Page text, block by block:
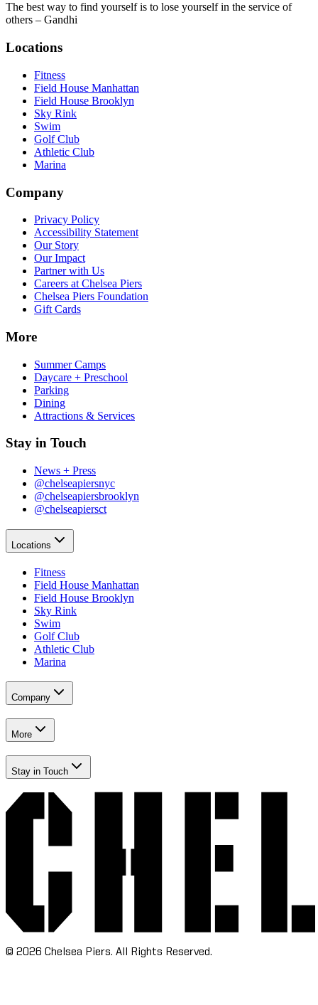
The best way to find yourself is to lose yourself in the service of
others – Gandhi​​​​‌ ‍ ​‍​‍‌‍ ‌ ​‍‌‍‍‌‌‍‌ ‌‍‍‌‌‍ ‍​‍​‍​ ‍‍​‍​‍‌ ​ ‌‍​‌‌‍ ‍‌‍‍‌‌ ‌​‌ ‍‌​‍ ‍‌‍‍‌‌‍ ​‍​‍​‍ ​​‍​‍‌‍‍​‌ ​‍‌‍‌‌‌‍‌‍​‍​‍​ ‍‍​‍​‍‌‍‍​‌ ‌​‌ ‌​‌ ​​‌ ​ ​ ‍‍​‍ ​‍ ‌‍​ ‌‍‍​‌‍‌‌‌‍ ​‌ ​ ‌‍‌‌‌‍​‌‌ ​​‌‍‍‌‌‍‌‌‌ ​‍‌ ​ ​‍ ‍‌ ​ ‌‍​‌‌‍ ‍‌‍‍‌‌ ‌​‌ ‍‌​‍ ‍‌ ​ ‌ ‌​‌ ‌‌‌‍‌​‌‍‍‌‌‍ ​‍ ‌‍‍‌‌‍ ‍‌ ‌​‌‍‌‌‌‍ ‍‌ ‌​​‍ ‌‍‌‌‌‍‌​‌‍‍‌‌ ‌​​‍ ‌‍ ‌‌‍ ‌‍‌​‌‍‌‌​ ‌‌ ​​‌ ​‍‌‍‌‌‌ ​ ‌‍‌‌‌‍ ‍‌ ‌​‌‍​‌‌ ‌​‌‍‍‌‌‍ ‌‍ ‍​ ‍ ‌‍‍‌‌‍‌​​ ‌​ ‌ ​ ‍‌‌‍​‍‌‍‌‍​ ‍​​ ‍​​ ​‌‌‍‌​​‍ ‌‌‍​ ​ ‌ ‌‍‌​​ ‌‍​‍ ‌​ ‌​​ ​‍​ ​ ​ ‌​​‍ ‌​ ‍‌‌‍‌​‌‍‌‍​ ​ ​‍ ‌​ ​‌​ ‌​​ ​‌​ ​‍​ ‌‌​ ‌‌​ ‍‌​ ‌​‌‍‌‌​ ​‍​ ​‍​ ​​​ ‍ ‌ ‌​‌ ‍‌‌ ​​‌‍‌‌​ ‌‌‍​ ‌‍ ‌‍​‌‌‍​ ‌‍‍​​ ‍ ‌ ​​‌‍​‌‌ ‌​‌‍‍​​ ‌‌ ​‌‌ ‌‌‌‍ ‌ ‌​‌‍‌‌‌ ​ ​‍‌‌​ ‌‌‌​​‍‌‌ ‌‍‍ ‌‍‌‌‌ ‍‌​‍‌‌​ ​ ‌​‌​​‍‌‌​ ​ ‌​‌​​‍‌‌​ ​‍​ ​‍‌‍ ‌‌​‍‌‌‌​‍‌‍‌‌‌​​‌‌‌​​​ ​‍‌​‌‌​‍‌‌​ ​‍​ ​‍​‍‌‌​ ‌‌‌​‌​​‍ ‍‌ ​‌‌ ‌‌‌‍ ‌ ‌​‌‍‌‌​‍‌‌​ ‌‌‌​​‍‌‌ ‌‍‍ ‌‍‌‌‌ ‍‌​‍‌‌​ ​ ‌​‌​​‍‌‌​ ​ ‌​‌​​‍‌‌​ ​‍​ ​‍‌ ​ ‌​‌​​ ‌ ‌‌‍‍​ ‌‌​ ‌ ‌​‍​‌‌​‍​‍‌‌​ ​‍​ ​‍​‍‌‌​ ‌‌‌​‌​​‍ ‍‌‍​ ‌‍‍​‌‍‍‌‌‍ ​‌‍‌​‌ ​‍‌‍‌‌‌‍ ‍​‍‌‌​ ‌‌‌​​‍‌‌ ‌‍‍ ‌‍‌‌‌ ‍‌​‍‌‌​ ​ ‌​‌​​‍‌‌​ ​ ‌​‌​​‍‌‌​ ​‍​ ​‍‌ ‍‌‌‍‌‌‌‍​‌‌‍‍‌‌‌‌‍‌​ ‌‌​‌​‌‌‌‍​‍‌‌​ ​‍​ ​‍​‍‌‌​ ‌‌‌​‌​​‍ ‍‌ ‌​‌‍‌‌‌ ‍​‌ ‌​​ ‌‍​‍‌‍​‌‌ ​ ‌‍‌‌‌‌‌‌‌ ​‍‌‍ ​​ ‌‌‍‍​‌ ‌​‌ ‌​‌ ​​‌ ​ ​‍‌‌​ ​ ‌​​‌​‍‌‌​ ​‍‌​‌‍​‍‌‌​ ​‍‌​‌‍‌‍​ ‌‍‍​‌‍‌‌‌‍ ​‌ ​ ‌‍‌‌‌‍​‌‌ ​​‌‍‍‌‌‍‌‌‌ ​‍‌ ​ ​‍ ‍‌ ​ ‌‍​‌‌‍ ‍‌‍‍‌‌ ‌​‌ ‍‌​‍ ‍‌ ​ ‌ ‌​‌ ‌‌‌‍‌​‌‍‍‌‌‍ ​‍‌‍‌‍‍‌‌‍‌​​ ‌​ ‌ ​ ‍‌‌‍​‍‌‍‌‍​ ‍​​ ‍​​ ​‌‌‍‌​​‍ ‌‌‍​ ​ ‌ ‌‍‌​​ ‌‍​‍ ‌​ ‌​​ ​‍​ ​ ​ ‌​​‍ ‌​ ‍‌‌‍‌​‌‍‌‍​ ​ ​‍ ‌​ ​‌​ ‌​​ ​‌​ ​‍​ ‌‌​ ‌‌​ ‍‌​ ‌​‌‍‌‌​ ​‍​ ​‍​ ​​​‍‌‍‌ ‌​‌ ‍‌‌ ​​‌‍‌‌​ ‌‌‍​ ‌‍ ‌‍​‌‌‍​ ‌‍‍​​‍‌‍‌ ​​‌‍​‌‌ ‌​‌‍‍​​ ‌‌ ​‌‌ ‌‌‌‍ ‌ ‌​‌‍‌‌‌ ​ ​‍‌‌​ ‌‌‌​​‍‌‌ ‌‍‍ ‌‍‌‌‌ ‍‌​‍‌‌​ ​ ‌​‌​​‍‌‌​ ​ ‌​‌​​‍‌‌​ ​‍​ ​‍‌‍ ‌‌​‍‌‌‌​‍‌‍‌‌‌​​‌‌‌​​​ ​‍‌​‌‌​‍‌‌​ ​‍​ ​‍​‍‌‌​ ‌‌‌​‌​​‍ ‍‌ ​‌‌ ‌‌‌‍ ‌ ‌​‌‍‌‌​‍‌‌​ ‌‌‌​​‍‌‌ ‌‍‍ ‌‍‌‌‌ ‍‌​‍‌‌​ ​ ‌​‌​​‍‌‌​ ​ ‌​‌​​‍‌‌​ ​‍​ ​‍‌ ​ ‌​‌​​ ‌ ‌‌‍‍​ ‌‌​ ‌ ‌​‍​‌‌​‍​‍‌‌​ ​‍​ ​‍​‍‌‌​ ‌‌‌​‌​​‍ ‍‌‍​ ‌‍‍​‌‍‍‌‌‍ ​‌‍‌​‌ ​‍‌‍‌‌‌‍ ‍​‍‌‌​ ‌‌‌​​‍‌‌ ‌‍‍ ‌‍‌‌‌ ‍‌​‍‌‌​ ​ ‌​‌​​‍‌‌​ ​ ‌​‌​​‍‌‌​ ​‍​ ​‍‌ ‍‌‌‍‌‌‌‍​‌‌‍‍‌‌‌‌‍‌​ ‌‌​‌​‌‌‌‍​‍‌‌​ ​‍​ ​‍​‍‌‌​ ‌‌‌​‌​​‍ ‍‌ ‌​‌‍‌‌‌ ‍​‌ ‌​​‍‌‍‌ ​​‌‍‌‌‌ ​‍‌ ​ ‌ ​​‌‍‌‌‌‍​ ‌ ‌​‌‍‍‌‌ ‌‍‌‍‌‌​ ‌‌ ​​‌ ‌‌‌‍​‍‌‍ ​‌‍‍‌‌ ​ ‌‍‍​‌‍‌‌‌‍‌​​‍​‍‌ ‌
Locations​​​​‌ ‍ ​‍​‍‌‍ ‌ ​‍‌‍‍‌‌‍‌ ‌‍‍‌‌‍ ‍​‍​‍​ ‍‍​‍​‍‌ ​ ‌‍​‌‌‍ ‍‌‍‍‌‌ ‌​‌ ‍‌​‍ ‍‌‍‍‌‌‍ ​‍​‍​‍ ​​‍​‍‌‍‍​‌ ​‍‌‍‌‌‌‍‌‍​‍​‍​ ‍‍​‍​‍‌‍‍​‌ ‌​‌ ‌​‌ ​​‌ ​ ​ ‍‍​‍ ​‍ ‌‍​ ‌‍‍​‌‍‌‌‌‍ ​‌ ​ ‌‍‌‌‌‍​‌‌ ​​‌‍‍‌‌‍‌‌‌ ​‍‌ ​ ​‍ ‍‌ ​ ‌‍​‌‌‍ ‍‌‍‍‌‌ ‌​‌ ‍‌​‍ ‍‌ ​ ‌ ‌​‌ ‌‌‌‍‌​‌‍‍‌‌‍ ​‍ ‌‍‍‌‌‍ ‍‌ ‌​‌‍‌‌‌‍ ‍‌ ‌​​‍ ‌‍‌‌‌‍‌​‌‍‍‌‌ ‌​​‍ ‌‍ ‌‌‍ ‌‍‌​‌‍‌‌​ ‌‌ ​​‌ ​‍‌‍‌‌‌ ​ ‌‍‌‌‌‍ ‍‌ ‌​‌‍​‌‌ ‌​‌‍‍‌‌‍ ‌‍ ‍​ ‍ ‌‍‍‌‌‍‌​​ ‌‌‍‌‍‌‍ ‌‍ ‌ ‌​‌‍‌‌‌ ​‍​ ‍ ‌ ‌​‌ ‍‌‌ ​​‌‍‌‌​ ‌‌‍‌‍‌‍ ‌‍ ‌ ‌​‌‍‌‌‌ ​‍​ ‍ ‌ ​​‌‍​‌‌ ‌​‌‍‍​​ ‌‌‍​ ‌‍ ‌‍ ​‌ ‌‌‌‍ ‌‌‍ ‍‌ ​ ​‍‌‌​ ‌‌‌​​‍‌‌ ‌‍‍ ‌‍‌‌‌ ‍‌​‍‌‌​ ​ ‌​‌​​‍‌‌​ ​ ‌​‌​​‍‌‌​ ​‍​ ​‍‌‍‌‌‌‍​‍​ ​‍​ ‍​‌‍​ ​ ‌‌‌‍​ ‌‍​ ‌‍‌‌‌‍​‍‌‍​‌​ ​‌​‍‌‌​ ​‍​ ​‍​‍‌‌​ ‌‌‌​‌​​‍ ‍‌ ‌​‌‍‍‌‌ ‌​‌‍ ​‌‍‌‌​ ‌‍​‍‌‍​‌‌ ​ ‌‍‌‌‌‌‌‌‌ ​‍‌‍ ​​ ‌‌‍‍​‌ ‌​‌ ‌​‌ ​​‌ ​ ​‍‌‌​ ​ ‌​​‌​‍‌‌​ ​‍‌​‌‍​‍‌‌​ ​‍‌​‌‍‌‍​ ‌‍‍​‌‍‌‌‌‍ ​‌ ​ ‌‍‌‌‌‍​‌‌ ​​‌‍‍‌‌‍‌‌‌ ​‍‌ ​ ​‍ ‍‌ ​ ‌‍​‌‌‍ ‍‌‍‍‌‌ ‌​‌ ‍‌​‍ ‍‌ ​ ‌ ‌​‌ ‌‌‌‍‌​‌‍‍‌‌‍ ​‍‌‍‌‍‍‌‌‍‌​​ ‌‌‍‌‍‌‍ ‌‍ ‌ ‌​‌‍‌‌‌ ​‍​‍‌‍‌ ‌​‌ ‍‌‌ ​​‌‍‌‌​ ‌‌‍‌‍‌‍ ‌‍ ‌ ‌​‌‍‌‌‌ ​‍​‍‌‍‌ ​​‌‍​‌‌ ‌​‌‍‍​​ ‌‌‍​ ‌‍ ‌‍ ​‌ ‌‌‌‍ ‌‌‍ ‍‌ ​ ​‍‌‌​ ‌‌‌​​‍‌‌ ‌‍‍ ‌‍‌‌‌ ‍‌​‍‌‌​ ​ ‌​‌​​‍‌‌​ ​ ‌​‌​​‍‌‌​ ​‍​ ​‍‌‍‌‌‌‍​‍​ ​‍​ ‍​‌‍​ ​ ‌‌‌‍​ ‌‍​ ‌‍‌‌‌‍​‍‌‍​‌​ ​‌​‍‌‌​ ​‍​ ​‍​‍‌‌​ ‌‌‌​‌​​‍ ‍‌ ‌​‌‍‍‌‌ ‌​‌‍ ​‌‍‌‌​‍‌‍‌ ​​‌‍‌‌‌ ​‍‌ ​ ‌ ​​‌‍‌‌‌‍​ ‌ ‌​‌‍‍‌‌ ‌‍‌‍‌‌​ ‌‌ ​​‌ ‌‌‌‍​‍‌‍ ​‌‍‍‌‌ ​ ‌‍‍​‌‍‌‌‌‍‌​​‍​‍‌ ‌
Fitness​​​​‌ ‍ ​‍​‍‌‍ ‌ ​‍‌‍‍‌‌‍‌ ‌‍‍‌‌‍ ‍​‍​‍​ ‍‍​‍​‍‌ ​ ‌‍​‌‌‍ ‍‌‍‍‌‌ ‌​‌ ‍‌​‍ ‍‌‍‍‌‌‍ ​‍​‍​‍ ​​‍​‍‌‍‍​‌ ​‍‌‍‌‌‌‍‌‍​‍​‍​ ‍‍​‍​‍‌‍‍​‌ ‌​‌ ‌​‌ ​​‌ ​ ​ ‍‍​‍ ​‍ ‌‍​ ‌‍‍​‌‍‌‌‌‍ ​‌ ​ ‌‍‌‌‌‍​‌‌ ​​‌‍‍‌‌‍‌‌‌ ​‍‌ ​ ​‍ ‍‌ ​ ‌‍​‌‌‍ ‍‌‍‍‌‌ ‌​‌ ‍‌​‍ ‍‌ ​ ‌ ‌​‌ ‌‌‌‍‌​‌‍‍‌‌‍ ​‍ ‌‍‍‌‌‍ ‍‌ ‌​‌‍‌‌‌‍ ‍‌ ‌​​‍ ‌‍‌‌‌‍‌​‌‍‍‌‌ ‌​​‍ ‌‍ ‌‌‍ ‌‍‌​‌‍‌‌​ ‌‌ ​​‌ ​‍‌‍‌‌‌ ​ ‌‍‌‌‌‍ ‍‌ ‌​‌‍​‌‌ ‌​‌‍‍‌‌‍ ‌‍ ‍​ ‍ ‌‍‍‌‌‍‌​​ ‌‌‍‌‍‌‍ ‌‍ ‌ ‌​‌‍‌‌‌ ​‍​ ‍ ‌ ‌​‌ ‍‌‌ ​​‌‍‌‌​ ‌‌‍‌‍‌‍ ‌‍ ‌ ‌​‌‍‌‌‌ ​‍​ ‍ ‌ ​​‌‍​‌‌ ‌​‌‍‍​​ ‌‌‍​ ‌‍ ‌‍ ​‌ ‌‌‌‍ ‌‌‍ ‍‌ ​ ​‍‌‌​ ‌‌‌​​‍‌‌ ‌‍‍ ‌‍‌‌‌ ‍‌​‍‌‌​ ​ ‌​‌​​‍‌‌​ ​ ‌​‌​​‍‌‌​ ​‍​ ​‍‌‍‌‌‌‍​‍​ ​‍​ ‍​‌‍​ ​ ‌‌‌‍​ ‌‍​ ‌‍‌‌‌‍​‍‌‍​‌​ ​‌​‍‌‌​ ​‍​ ​‍​‍‌‌​ ‌‌‌​‌​​‍ ‍‌‍ ​‌‍‍‌‌‍ ‍‌‍‍ ‌ ​ ​‍‌‌​ ‌‌‌​​‍‌‌ ‌‍‍ ‌‍‌‌‌ ‍‌​‍‌‌​ ​ ‌​‌​​‍‌‌​ ​ ‌​‌​​‍‌‌​ ​‍​ ​‍​ ​‍​ ​ ​ ​ ‌‍​ ‌‍‌‌​ ‍​​ ‌‍​ ​‌​ ‌​‌‍​‌‌‍​ ​ ‍‌​‍‌‌​ ​‍​ ​‍​‍‌‌​ ‌‌‌​‌​​‍ ‍‌‍ ‍‌‍​‌‌‍ ‌‌‍‌‌​ ‌‍​‍‌‍​‌‌ ​ ‌‍‌‌‌‌‌‌‌ ​‍‌‍ ​​ ‌‌‍‍​‌ ‌​‌ ‌​‌ ​​‌ ​ ​‍‌‌​ ​ ‌​​‌​‍‌‌​ ​‍‌​‌‍​‍‌‌​ ​‍‌​‌‍‌‍​ ‌‍‍​‌‍‌‌‌‍ ​‌ ​ ‌‍‌‌‌‍​‌‌ ​​‌‍‍‌‌‍‌‌‌ ​‍‌ ​ ​‍ ‍‌ ​ ‌‍​‌‌‍ ‍‌‍‍‌‌ ‌​‌ ‍‌​‍ ‍‌ ​ ‌ ‌​‌ ‌‌‌‍‌​‌‍‍‌‌‍ ​‍‌‍‌‍‍‌‌‍‌​​ ‌‌‍‌‍‌‍ ‌‍ ‌ ‌​‌‍‌‌‌ ​‍​‍‌‍‌ ‌​‌ ‍‌‌ ​​‌‍‌‌​ ‌‌‍‌‍‌‍ ‌‍ ‌ ‌​‌‍‌‌‌ ​‍​‍‌‍‌ ​​‌‍​‌‌ ‌​‌‍‍​​ ‌‌‍​ ‌‍ ‌‍ ​‌ ‌‌‌‍ ‌‌‍ ‍‌ ​ ​‍‌‌​ ‌‌‌​​‍‌‌ ‌‍‍ ‌‍‌‌‌ ‍‌​‍‌‌​ ​ ‌​‌​​‍‌‌​ ​ ‌​‌​​‍‌‌​ ​‍​ ​‍‌‍‌‌‌‍​‍​ ​‍​ ‍​‌‍​ ​ ‌‌‌‍​ ‌‍​ ‌‍‌‌‌‍​‍‌‍​‌​ ​‌​‍‌‌​ ​‍​ ​‍​‍‌‌​ ‌‌‌​‌​​‍ ‍‌‍ ​‌‍‍‌‌‍ ‍‌‍‍ ‌ ​ ​‍‌‌​ ‌‌‌​​‍‌‌ ‌‍‍ ‌‍‌‌‌ ‍‌​‍‌‌​ ​ ‌​‌​​‍‌‌​ ​ ‌​‌​​‍‌‌​ ​‍​ ​‍​ ​‍​ ​ ​ ​ ‌‍​ ‌‍‌‌​ ‍​​ ‌‍​ ​‌​ ‌​‌‍​‌‌‍​ ​ ‍‌​‍‌‌​ ​‍​ ​‍​‍‌‌​ ‌‌‌​‌​​‍ ‍‌‍ ‍‌‍​‌‌‍ ‌‌‍‌‌​‍‌‍‌ ​​‌‍‌‌‌ ​‍‌ ​ ‌ ​​‌‍‌‌‌‍​ ‌ ‌​‌‍‍‌‌ ‌‍‌‍‌‌​ ‌‌ ​​‌ ‌‌‌‍​‍‌‍ ​‌‍‍‌‌ ​ ‌‍‍​‌‍‌‌‌‍‌​​‍​‍‌ ‌
Field House Manhattan​​​​‌ ‍ ​‍​‍‌‍ ‌ ​‍‌‍‍‌‌‍‌ ‌‍‍‌‌‍ ‍​‍​‍​ ‍‍​‍​‍‌ ​ ‌‍​‌‌‍ ‍‌‍‍‌‌ ‌​‌ ‍‌​‍ ‍‌‍‍‌‌‍ ​‍​‍​‍ ​​‍​‍‌‍‍​‌ ​‍‌‍‌‌‌‍‌‍​‍​‍​ ‍‍​‍​‍‌‍‍​‌ ‌​‌ ‌​‌ ​​‌ ​ ​ ‍‍​‍ ​‍ ‌‍​ ‌‍‍​‌‍‌‌‌‍ ​‌ ​ ‌‍‌‌‌‍​‌‌ ​​‌‍‍‌‌‍‌‌‌ ​‍‌ ​ ​‍ ‍‌ ​ ‌‍​‌‌‍ ‍‌‍‍‌‌ ‌​‌ ‍‌​‍ ‍‌ ​ ‌ ‌​‌ ‌‌‌‍‌​‌‍‍‌‌‍ ​‍ ‌‍‍‌‌‍ ‍‌ ‌​‌‍‌‌‌‍ ‍‌ ‌​​‍ ‌‍‌‌‌‍‌​‌‍‍‌‌ ‌​​‍ ‌‍ ‌‌‍ ‌‍‌​‌‍‌‌​ ‌‌ ​​‌ ​‍‌‍‌‌‌ ​ ‌‍‌‌‌‍ ‍‌ ‌​‌‍​‌‌ ‌​‌‍‍‌‌‍ ‌‍ ‍​ ‍ ‌‍‍‌‌‍‌​​ ‌‌‍‌‍‌‍ ‌‍ ‌ ‌​‌‍‌‌‌ ​‍​ ‍ ‌ ‌​‌ ‍‌‌ ​​‌‍‌‌​ ‌‌‍‌‍‌‍ ‌‍ ‌ ‌​‌‍‌‌‌ ​‍​ ‍ ‌ ​​‌‍​‌‌ ‌​‌‍‍​​ ‌‌‍​ ‌‍ ‌‍ ​‌ ‌‌‌‍ ‌‌‍ ‍‌ ​ ​‍‌‌​ ‌‌‌​​‍‌‌ ‌‍‍ ‌‍‌‌‌ ‍‌​‍‌‌​ ​ ‌​‌​​‍‌‌​ ​ ‌​‌​​‍‌‌​ ​‍​ ​‍‌‍‌‌‌‍​‍​ ​‍​ ‍​‌‍​ ​ ‌‌‌‍​ ‌‍​ ‌‍‌‌‌‍​‍‌‍​‌​ ​‌​‍‌‌​ ​‍​ ​‍​‍‌‌​ ‌‌‌​‌​​‍ ‍‌‍ ​‌‍‍‌‌‍ ‍‌‍‍ ‌ ​ ​‍‌‌​ ‌‌‌​​‍‌‌ ‌‍‍ ‌‍‌‌‌ ‍‌​‍‌‌​ ​ ‌​‌​​‍‌‌​ ​ ‌​‌​​‍‌‌​ ​‍​ ​‍​ ​‌​ ​ ​ ​‌‌‍​‍​ ​​​ ​‌‌‍​‌​ ‌ ​ ​‍​ ​‍​ ‌‍​ ‌​​‍‌‌​ ​‍​ ​‍​‍‌‌​ ‌‌‌​‌​​‍ ‍‌‍ ‍‌‍​‌‌‍ ‌‌‍‌‌​ ‌‍​‍‌‍​‌‌ ​ ‌‍‌‌‌‌‌‌‌ ​‍‌‍ ​​ ‌‌‍‍​‌ ‌​‌ ‌​‌ ​​‌ ​ ​‍‌‌​ ​ ‌​​‌​‍‌‌​ ​‍‌​‌‍​‍‌‌​ ​‍‌​‌‍‌‍​ ‌‍‍​‌‍‌‌‌‍ ​‌ ​ ‌‍‌‌‌‍​‌‌ ​​‌‍‍‌‌‍‌‌‌ ​‍‌ ​ ​‍ ‍‌ ​ ‌‍​‌‌‍ ‍‌‍‍‌‌ ‌​‌ ‍‌​‍ ‍‌ ​ ‌ ‌​‌ ‌‌‌‍‌​‌‍‍‌‌‍ ​‍‌‍‌‍‍‌‌‍‌​​ ‌‌‍‌‍‌‍ ‌‍ ‌ ‌​‌‍‌‌‌ ​‍​‍‌‍‌ ‌​‌ ‍‌‌ ​​‌‍‌‌​ ‌‌‍‌‍‌‍ ‌‍ ‌ ‌​‌‍‌‌‌ ​‍​‍‌‍‌ ​​‌‍​‌‌ ‌​‌‍‍​​ ‌‌‍​ ‌‍ ‌‍ ​‌ ‌‌‌‍ ‌‌‍ ‍‌ ​ ​‍‌‌​ ‌‌‌​​‍‌‌ ‌‍‍ ‌‍‌‌‌ ‍‌​‍‌‌​ ​ ‌​‌​​‍‌‌​ ​ ‌​‌​​‍‌‌​ ​‍​ ​‍‌‍‌‌‌‍​‍​ ​‍​ ‍​‌‍​ ​ ‌‌‌‍​ ‌‍​ ‌‍‌‌‌‍​‍‌‍​‌​ ​‌​‍‌‌​ ​‍​ ​‍​‍‌‌​ ‌‌‌​‌​​‍ ‍‌‍ ​‌‍‍‌‌‍ ‍‌‍‍ ‌ ​ ​‍‌‌​ ‌‌‌​​‍‌‌ ‌‍‍ ‌‍‌‌‌ ‍‌​‍‌‌​ ​ ‌​‌​​‍‌‌​ ​ ‌​‌​​‍‌‌​ ​‍​ ​‍​ ​‌​ ​ ​ ​‌‌‍​‍​ ​​​ ​‌‌‍​‌​ ‌ ​ ​‍​ ​‍​ ‌‍​ ‌​​‍‌‌​ ​‍​ ​‍​‍‌‌​ ‌‌‌​‌​​‍ ‍‌‍ ‍‌‍​‌‌‍ ‌‌‍‌‌​‍‌‍‌ ​​‌‍‌‌‌ ​‍‌ ​ ‌ ​​‌‍‌‌‌‍​ ‌ ‌​‌‍‍‌‌ ‌‍‌‍‌‌​ ‌‌ ​​‌ ‌‌‌‍​‍‌‍ ​‌‍‍‌‌ ​ ‌‍‍​‌‍‌‌‌‍‌​​‍​‍‌ ‌
Field House Brooklyn​​​​‌ ‍ ​‍​‍‌‍ ‌ ​‍‌‍‍‌‌‍‌ ‌‍‍‌‌‍ ‍​‍​‍​ ‍‍​‍​‍‌ ​ ‌‍​‌‌‍ ‍‌‍‍‌‌ ‌​‌ ‍‌​‍ ‍‌‍‍‌‌‍ ​‍​‍​‍ ​​‍​‍‌‍‍​‌ ​‍‌‍‌‌‌‍‌‍​‍​‍​ ‍‍​‍​‍‌‍‍​‌ ‌​‌ ‌​‌ ​​‌ ​ ​ ‍‍​‍ ​‍ ‌‍​ ‌‍‍​‌‍‌‌‌‍ ​‌ ​ ‌‍‌‌‌‍​‌‌ ​​‌‍‍‌‌‍‌‌‌ ​‍‌ ​ ​‍ ‍‌ ​ ‌‍​‌‌‍ ‍‌‍‍‌‌ ‌​‌ ‍‌​‍ ‍‌ ​ ‌ ‌​‌ ‌‌‌‍‌​‌‍‍‌‌‍ ​‍ ‌‍‍‌‌‍ ‍‌ ‌​‌‍‌‌‌‍ ‍‌ ‌​​‍ ‌‍‌‌‌‍‌​‌‍‍‌‌ ‌​​‍ ‌‍ ‌‌‍ ‌‍‌​‌‍‌‌​ ‌‌ ​​‌ ​‍‌‍‌‌‌ ​ ‌‍‌‌‌‍ ‍‌ ‌​‌‍​‌‌ ‌​‌‍‍‌‌‍ ‌‍ ‍​ ‍ ‌‍‍‌‌‍‌​​ ‌‌‍‌‍‌‍ ‌‍ ‌ ‌​‌‍‌‌‌ ​‍​ ‍ ‌ ‌​‌ ‍‌‌ ​​‌‍‌‌​ ‌‌‍‌‍‌‍ ‌‍ ‌ ‌​‌‍‌‌‌ ​‍​ ‍ ‌ ​​‌‍​‌‌ ‌​‌‍‍​​ ‌‌‍​ ‌‍ ‌‍ ​‌ ‌‌‌‍ ‌‌‍ ‍‌ ​ ​‍‌‌​ ‌‌‌​​‍‌‌ ‌‍‍ ‌‍‌‌‌ ‍‌​‍‌‌​ ​ ‌​‌​​‍‌‌​ ​ ‌​‌​​‍‌‌​ ​‍​ ​‍‌‍‌‌‌‍​‍​ ​‍​ ‍​‌‍​ ​ ‌‌‌‍​ ‌‍​ ‌‍‌‌‌‍​‍‌‍​‌​ ​‌​‍‌‌​ ​‍​ ​‍​‍‌‌​ ‌‌‌​‌​​‍ ‍‌‍ ​‌‍‍‌‌‍ ‍‌‍‍ ‌ ​ ​‍‌‌​ ‌‌‌​​‍‌‌ ‌‍‍ ‌‍‌‌‌ ‍‌​‍‌‌​ ​ ‌​‌​​‍‌‌​ ​ ‌​‌​​‍‌‌​ ​‍​ ​‍​ ‌‍​ ‍​​ ‌ ‌‍‌​​ ​‌​ ​‍​ ‌‌​ ‌‍​ ​‍​ ​‌‌‍​ ​ ​‌​‍‌‌​ ​‍​ ​‍​‍‌‌​ ‌‌‌​‌​​‍ ‍‌‍ ‍‌‍​‌‌‍ ‌‌‍‌‌​ ‌‍​‍‌‍​‌‌ ​ ‌‍‌‌‌‌‌‌‌ ​‍‌‍ ​​ ‌‌‍‍​‌ ‌​‌ ‌​‌ ​​‌ ​ ​‍‌‌​ ​ ‌​​‌​‍‌‌​ ​‍‌​‌‍​‍‌‌​ ​‍‌​‌‍‌‍​ ‌‍‍​‌‍‌‌‌‍ ​‌ ​ ‌‍‌‌‌‍​‌‌ ​​‌‍‍‌‌‍‌‌‌ ​‍‌ ​ ​‍ ‍‌ ​ ‌‍​‌‌‍ ‍‌‍‍‌‌ ‌​‌ ‍‌​‍ ‍‌ ​ ‌ ‌​‌ ‌‌‌‍‌​‌‍‍‌‌‍ ​‍‌‍‌‍‍‌‌‍‌​​ ‌‌‍‌‍‌‍ ‌‍ ‌ ‌​‌‍‌‌‌ ​‍​‍‌‍‌ ‌​‌ ‍‌‌ ​​‌‍‌‌​ ‌‌‍‌‍‌‍ ‌‍ ‌ ‌​‌‍‌‌‌ ​‍​‍‌‍‌ ​​‌‍​‌‌ ‌​‌‍‍​​ ‌‌‍​ ‌‍ ‌‍ ​‌ ‌‌‌‍ ‌‌‍ ‍‌ ​ ​‍‌‌​ ‌‌‌​​‍‌‌ ‌‍‍ ‌‍‌‌‌ ‍‌​‍‌‌​ ​ ‌​‌​​‍‌‌​ ​ ‌​‌​​‍‌‌​ ​‍​ ​‍‌‍‌‌‌‍​‍​ ​‍​ ‍​‌‍​ ​ ‌‌‌‍​ ‌‍​ ‌‍‌‌‌‍​‍‌‍​‌​ ​‌​‍‌‌​ ​‍​ ​‍​‍‌‌​ ‌‌‌​‌​​‍ ‍‌‍ ​‌‍‍‌‌‍ ‍‌‍‍ ‌ ​ ​‍‌‌​ ‌‌‌​​‍‌‌ ‌‍‍ ‌‍‌‌‌ ‍‌​‍‌‌​ ​ ‌​‌​​‍‌‌​ ​ ‌​‌​​‍‌‌​ ​‍​ ​‍​ ‌‍​ ‍​​ ‌ ‌‍‌​​ ​‌​ ​‍​ ‌‌​ ‌‍​ ​‍​ ​‌‌‍​ ​ ​‌​‍‌‌​ ​‍​ ​‍​‍‌‌​ ‌‌‌​‌​​‍ ‍‌‍ ‍‌‍​‌‌‍ ‌‌‍‌‌​‍‌‍‌ ​​‌‍‌‌‌ ​‍‌ ​ ‌ ​​‌‍‌‌‌‍​ ‌ ‌​‌‍‍‌‌ ‌‍‌‍‌‌​ ‌‌ ​​‌ ‌‌‌‍​‍‌‍ ​‌‍‍‌‌ ​ ‌‍‍​‌‍‌‌‌‍‌​​‍​‍‌ ‌
Sky Rink​​​​‌ ‍ ​‍​‍‌‍ ‌ ​‍‌‍‍‌‌‍‌ ‌‍‍‌‌‍ ‍​‍​‍​ ‍‍​‍​‍‌ ​ ‌‍​‌‌‍ ‍‌‍‍‌‌ ‌​‌ ‍‌​‍ ‍‌‍‍‌‌‍ ​‍​‍​‍ ​​‍​‍‌‍‍​‌ ​‍‌‍‌‌‌‍‌‍​‍​‍​ ‍‍​‍​‍‌‍‍​‌ ‌​‌ ‌​‌ ​​‌ ​ ​ ‍‍​‍ ​‍ ‌‍​ ‌‍‍​‌‍‌‌‌‍ ​‌ ​ ‌‍‌‌‌‍​‌‌ ​​‌‍‍‌‌‍‌‌‌ ​‍‌ ​ ​‍ ‍‌ ​ ‌‍​‌‌‍ ‍‌‍‍‌‌ ‌​‌ ‍‌​‍ ‍‌ ​ ‌ ‌​‌ ‌‌‌‍‌​‌‍‍‌‌‍ ​‍ ‌‍‍‌‌‍ ‍‌ ‌​‌‍‌‌‌‍ ‍‌ ‌​​‍ ‌‍‌‌‌‍‌​‌‍‍‌‌ ‌​​‍ ‌‍ ‌‌‍ ‌‍‌​‌‍‌‌​ ‌‌ ​​‌ ​‍‌‍‌‌‌ ​ ‌‍‌‌‌‍ ‍‌ ‌​‌‍​‌‌ ‌​‌‍‍‌‌‍ ‌‍ ‍​ ‍ ‌‍‍‌‌‍‌​​ ‌‌‍‌‍‌‍ ‌‍ ‌ ‌​‌‍‌‌‌ ​‍​ ‍ ‌ ‌​‌ ‍‌‌ ​​‌‍‌‌​ ‌‌‍‌‍‌‍ ‌‍ ‌ ‌​‌‍‌‌‌ ​‍​ ‍ ‌ ​​‌‍​‌‌ ‌​‌‍‍​​ ‌‌‍​ ‌‍ ‌‍ ​‌ ‌‌‌‍ ‌‌‍ ‍‌ ​ ​‍‌‌​ ‌‌‌​​‍‌‌ ‌‍‍ ‌‍‌‌‌ ‍‌​‍‌‌​ ​ ‌​‌​​‍‌‌​ ​ ‌​‌​​‍‌‌​ ​‍​ ​‍‌‍‌‌‌‍​‍​ ​‍​ ‍​‌‍​ ​ ‌‌‌‍​ ‌‍​ ‌‍‌‌‌‍​‍‌‍​‌​ ​‌​‍‌‌​ ​‍​ ​‍​‍‌‌​ ‌‌‌​‌​​‍ ‍‌‍ ​‌‍‍‌‌‍ ‍‌‍‍ ‌ ​ ​‍‌‌​ ‌‌‌​​‍‌‌ ‌‍‍ ‌‍‌‌‌ ‍‌​‍‌‌​ ​ ‌​‌​​‍‌‌​ ​ ‌​‌​​‍‌‌​ ​‍​ ​‍​ ‌​​ ‌ ‌‍‌‍‌‍‌‍​ ​​​ ‌‍​ ‌‌​ ‌​‌‍‌​‌‍‌​​ ​‌‌‍​‍​‍‌‌​ ​‍​ ​‍​‍‌‌​ ‌‌‌​‌​​‍ ‍‌‍ ‍‌‍​‌‌‍ ‌‌‍‌‌​ ‌‍​‍‌‍​‌‌ ​ ‌‍‌‌‌‌‌‌‌ ​‍‌‍ ​​ ‌‌‍‍​‌ ‌​‌ ‌​‌ ​​‌ ​ ​‍‌‌​ ​ ‌​​‌​‍‌‌​ ​‍‌​‌‍​‍‌‌​ ​‍‌​‌‍‌‍​ ‌‍‍​‌‍‌‌‌‍ ​‌ ​ ‌‍‌‌‌‍​‌‌ ​​‌‍‍‌‌‍‌‌‌ ​‍‌ ​ ​‍ ‍‌ ​ ‌‍​‌‌‍ ‍‌‍‍‌‌ ‌​‌ ‍‌​‍ ‍‌ ​ ‌ ‌​‌ ‌‌‌‍‌​‌‍‍‌‌‍ ​‍‌‍‌‍‍‌‌‍‌​​ ‌‌‍‌‍‌‍ ‌‍ ‌ ‌​‌‍‌‌‌ ​‍​‍‌‍‌ ‌​‌ ‍‌‌ ​​‌‍‌‌​ ‌‌‍‌‍‌‍ ‌‍ ‌ ‌​‌‍‌‌‌ ​‍​‍‌‍‌ ​​‌‍​‌‌ ‌​‌‍‍​​ ‌‌‍​ ‌‍ ‌‍ ​‌ ‌‌‌‍ ‌‌‍ ‍‌ ​ ​‍‌‌​ ‌‌‌​​‍‌‌ ‌‍‍ ‌‍‌‌‌ ‍‌​‍‌‌​ ​ ‌​‌​​‍‌‌​ ​ ‌​‌​​‍‌‌​ ​‍​ ​‍‌‍‌‌‌‍​‍​ ​‍​ ‍​‌‍​ ​ ‌‌‌‍​ ‌‍​ ‌‍‌‌‌‍​‍‌‍​‌​ ​‌​‍‌‌​ ​‍​ ​‍​‍‌‌​ ‌‌‌​‌​​‍ ‍‌‍ ​‌‍‍‌‌‍ ‍‌‍‍ ‌ ​ ​‍‌‌​ ‌‌‌​​‍‌‌ ‌‍‍ ‌‍‌‌‌ ‍‌​‍‌‌​ ​ ‌​‌​​‍‌‌​ ​ ‌​‌​​‍‌‌​ ​‍​ ​‍​ ‌​​ ‌ ‌‍‌‍‌‍‌‍​ ​​​ ‌‍​ ‌‌​ ‌​‌‍‌​‌‍‌​​ ​‌‌‍​‍​‍‌‌​ ​‍​ ​‍​‍‌‌​ ‌‌‌​‌​​‍ ‍‌‍ ‍‌‍​‌‌‍ ‌‌‍‌‌​‍‌‍‌ ​​‌‍‌‌‌ ​‍‌ ​ ‌ ​​‌‍‌‌‌‍​ ‌ ‌​‌‍‍‌‌ ‌‍‌‍‌‌​ ‌‌ ​​‌ ‌‌‌‍​‍‌‍ ​‌‍‍‌‌ ​ ‌‍‍​‌‍‌‌‌‍‌​​‍​‍‌ ‌
Swim​​​​‌ ‍ ​‍​‍‌‍ ‌ ​‍‌‍‍‌‌‍‌ ‌‍‍‌‌‍ ‍​‍​‍​ ‍‍​‍​‍‌ ​ ‌‍​‌‌‍ ‍‌‍‍‌‌ ‌​‌ ‍‌​‍ ‍‌‍‍‌‌‍ ​‍​‍​‍ ​​‍​‍‌‍‍​‌ ​‍‌‍‌‌‌‍‌‍​‍​‍​ ‍‍​‍​‍‌‍‍​‌ ‌​‌ ‌​‌ ​​‌ ​ ​ ‍‍​‍ ​‍ ‌‍​ ‌‍‍​‌‍‌‌‌‍ ​‌ ​ ‌‍‌‌‌‍​‌‌ ​​‌‍‍‌‌‍‌‌‌ ​‍‌ ​ ​‍ ‍‌ ​ ‌‍​‌‌‍ ‍‌‍‍‌‌ ‌​‌ ‍‌​‍ ‍‌ ​ ‌ ‌​‌ ‌‌‌‍‌​‌‍‍‌‌‍ ​‍ ‌‍‍‌‌‍ ‍‌ ‌​‌‍‌‌‌‍ ‍‌ ‌​​‍ ‌‍‌‌‌‍‌​‌‍‍‌‌ ‌​​‍ ‌‍ ‌‌‍ ‌‍‌​‌‍‌‌​ ‌‌ ​​‌ ​‍‌‍‌‌‌ ​ ‌‍‌‌‌‍ ‍‌ ‌​‌‍​‌‌ ‌​‌‍‍‌‌‍ ‌‍ ‍​ ‍ ‌‍‍‌‌‍‌​​ ‌‌‍‌‍‌‍ ‌‍ ‌ ‌​‌‍‌‌‌ ​‍​ ‍ ‌ ‌​‌ ‍‌‌ ​​‌‍‌‌​ ‌‌‍‌‍‌‍ ‌‍ ‌ ‌​‌‍‌‌‌ ​‍​ ‍ ‌ ​​‌‍​‌‌ ‌​‌‍‍​​ ‌‌‍​ ‌‍ ‌‍ ​‌ ‌‌‌‍ ‌‌‍ ‍‌ ​ ​‍‌‌​ ‌‌‌​​‍‌‌ ‌‍‍ ‌‍‌‌‌ ‍‌​‍‌‌​ ​ ‌​‌​​‍‌‌​ ​ ‌​‌​​‍‌‌​ ​‍​ ​‍‌‍‌‌‌‍​‍​ ​‍​ ‍​‌‍​ ​ ‌‌‌‍​ ‌‍​ ‌‍‌‌‌‍​‍‌‍​‌​ ​‌​‍‌‌​ ​‍​ ​‍​‍‌‌​ ‌‌‌​‌​​‍ ‍‌‍ ​‌‍‍‌‌‍ ‍‌‍‍ ‌ ​ ​‍‌‌​ ‌‌‌​​‍‌‌ ‌‍‍ ‌‍‌‌‌ ‍‌​‍‌‌​ ​ ‌​‌​​‍‌‌​ ​ ‌​‌​​‍‌‌​ ​‍​ ​‍‌‍‌‍‌‍‌‍​ ​​​ ‌‌​ ‌‌​ ‌​​ ​‍‌‍​ ​ ​‌​ ​ ‌‍​ ‌‍​‌‌‍​ ‌‍‌‌​ ‌‍​ ​‌​ ​ ‌‍​ ‌‍​‍​ ‌​​ ‍​‌‍‌​​ ‍​​ ‌‍​ ‌‌‌‍​‍​ ‌​​ ‌​​ ​‌​ ‍‌​ ‍‌‌‍​ ​‍‌‌​ ​‍​ ​‍​‍‌‌​ ‌‌‌​‌​​‍ ‍‌‍ ‍‌‍​‌‌‍ ‌‌‍‌‌​ ‌‍​‍‌‍​‌‌ ​ ‌‍‌‌‌‌‌‌‌ ​‍‌‍ ​​ ‌‌‍‍​‌ ‌​‌ ‌​‌ ​​‌ ​ ​‍‌‌​ ​ ‌​​‌​‍‌‌​ ​‍‌​‌‍​‍‌‌​ ​‍‌​‌‍‌‍​ ‌‍‍​‌‍‌‌‌‍ ​‌ ​ ‌‍‌‌‌‍​‌‌ ​​‌‍‍‌‌‍‌‌‌ ​‍‌ ​ ​‍ ‍‌ ​ ‌‍​‌‌‍ ‍‌‍‍‌‌ ‌​‌ ‍‌​‍ ‍‌ ​ ‌ ‌​‌ ‌‌‌‍‌​‌‍‍‌‌‍ ​‍‌‍‌‍‍‌‌‍‌​​ ‌‌‍‌‍‌‍ ‌‍ ‌ ‌​‌‍‌‌‌ ​‍​‍‌‍‌ ‌​‌ ‍‌‌ ​​‌‍‌‌​ ‌‌‍‌‍‌‍ ‌‍ ‌ ‌​‌‍‌‌‌ ​‍​‍‌‍‌ ​​‌‍​‌‌ ‌​‌‍‍​​ ‌‌‍​ ‌‍ ‌‍ ​‌ ‌‌‌‍ ‌‌‍ ‍‌ ​ ​‍‌‌​ ‌‌‌​​‍‌‌ ‌‍‍ ‌‍‌‌‌ ‍‌​‍‌‌​ ​ ‌​‌​​‍‌‌​ ​ ‌​‌​​‍‌‌​ ​‍​ ​‍‌‍‌‌‌‍​‍​ ​‍​ ‍​‌‍​ ​ ‌‌‌‍​ ‌‍​ ‌‍‌‌‌‍​‍‌‍​‌​ ​‌​‍‌‌​ ​‍​ ​‍​‍‌‌​ ‌‌‌​‌​​‍ ‍‌‍ ​‌‍‍‌‌‍ ‍‌‍‍ ‌ ​ ​‍‌‌​ ‌‌‌​​‍‌‌ ‌‍‍ ‌‍‌‌‌ ‍‌​‍‌‌​ ​ ‌​‌​​‍‌‌​ ​ ‌​‌​​‍‌‌​ ​‍​ ​‍‌‍‌‍‌‍‌‍​ ​​​ ‌‌​ ‌‌​ ‌​​ ​‍‌‍​ ​ ​‌​ ​ ‌‍​ ‌‍​‌‌‍​ ‌‍‌‌​ ‌‍​ ​‌​ ​ ‌‍​ ‌‍​‍​ ‌​​ ‍​‌‍‌​​ ‍​​ ‌‍​ ‌‌‌‍​‍​ ‌​​ ‌​​ ​‌​ ‍‌​ ‍‌‌‍​ ​‍‌‌​ ​‍​ ​‍​‍‌‌​ ‌‌‌​‌​​‍ ‍‌‍ ‍‌‍​‌‌‍ ‌‌‍‌‌​‍‌‍‌ ​​‌‍‌‌‌ ​‍‌ ​ ‌ ​​‌‍‌‌‌‍​ ‌ ‌​‌‍‍‌‌ ‌‍‌‍‌‌​ ‌‌ ​​‌ ‌‌‌‍​‍‌‍ ​‌‍‍‌‌ ​ ‌‍‍​‌‍‌‌‌‍‌​​‍​‍‌ ‌
Golf Club​​​​‌ ‍ ​‍​‍‌‍ ‌ ​‍‌‍‍‌‌‍‌ ‌‍‍‌‌‍ ‍​‍​‍​ ‍‍​‍​‍‌ ​ ‌‍​‌‌‍ ‍‌‍‍‌‌ ‌​‌ ‍‌​‍ ‍‌‍‍‌‌‍ ​‍​‍​‍ ​​‍​‍‌‍‍​‌ ​‍‌‍‌‌‌‍‌‍​‍​‍​ ‍‍​‍​‍‌‍‍​‌ ‌​‌ ‌​‌ ​​‌ ​ ​ ‍‍​‍ ​‍ ‌‍​ ‌‍‍​‌‍‌‌‌‍ ​‌ ​ ‌‍‌‌‌‍​‌‌ ​​‌‍‍‌‌‍‌‌‌ ​‍‌ ​ ​‍ ‍‌ ​ ‌‍​‌‌‍ ‍‌‍‍‌‌ ‌​‌ ‍‌​‍ ‍‌ ​ ‌ ‌​‌ ‌‌‌‍‌​‌‍‍‌‌‍ ​‍ ‌‍‍‌‌‍ ‍‌ ‌​‌‍‌‌‌‍ ‍‌ ‌​​‍ ‌‍‌‌‌‍‌​‌‍‍‌‌ ‌​​‍ ‌‍ ‌‌‍ ‌‍‌​‌‍‌‌​ ‌‌ ​​‌ ​‍‌‍‌‌‌ ​ ‌‍‌‌‌‍ ‍‌ ‌​‌‍​‌‌ ‌​‌‍‍‌‌‍ ‌‍ ‍​ ‍ ‌‍‍‌‌‍‌​​ ‌‌‍‌‍‌‍ ‌‍ ‌ ‌​‌‍‌‌‌ ​‍​ ‍ ‌ ‌​‌ ‍‌‌ ​​‌‍‌‌​ ‌‌‍‌‍‌‍ ‌‍ ‌ ‌​‌‍‌‌‌ ​‍​ ‍ ‌ ​​‌‍​‌‌ ‌​‌‍‍​​ ‌‌‍​ ‌‍ ‌‍ ​‌ ‌‌‌‍ ‌‌‍ ‍‌ ​ ​‍‌‌​ ‌‌‌​​‍‌‌ ‌‍‍ ‌‍‌‌‌ ‍‌​‍‌‌​ ​ ‌​‌​​‍‌‌​ ​ ‌​‌​​‍‌‌​ ​‍​ ​‍‌‍‌‌‌‍​‍​ ​‍​ ‍​‌‍​ ​ ‌‌‌‍​ ‌‍​ ‌‍‌‌‌‍​‍‌‍​‌​ ​‌​‍‌‌​ ​‍​ ​‍​‍‌‌​ ‌‌‌​‌​​‍ ‍‌‍ ​‌‍‍‌‌‍ ‍‌‍‍ ‌ ​ ​‍‌‌​ ‌‌‌​​‍‌‌ ‌‍‍ ‌‍‌‌‌ ‍‌​‍‌‌​ ​ ‌​‌​​‍‌‌​ ​ ‌​‌​​‍‌‌​ ​‍​ ​‍​ ‌​‌‍‌‌​ ‌‍‌‍‌​​ ​‍​ ‌‍​ ​‍‌‍‌‍‌‍​‌‌‍​ ‌‍​ ‌‍​ ​‍‌‌​ ​‍​ ​‍​‍‌‌​ ‌‌‌​‌​​‍ ‍‌‍ ‍‌‍​‌‌‍ ‌‌‍‌‌​ ‌‍​‍‌‍​‌‌ ​ ‌‍‌‌‌‌‌‌‌ ​‍‌‍ ​​ ‌‌‍‍​‌ ‌​‌ ‌​‌ ​​‌ ​ ​‍‌‌​ ​ ‌​​‌​‍‌‌​ ​‍‌​‌‍​‍‌‌​ ​‍‌​‌‍‌‍​ ‌‍‍​‌‍‌‌‌‍ ​‌ ​ ‌‍‌‌‌‍​‌‌ ​​‌‍‍‌‌‍‌‌‌ ​‍‌ ​ ​‍ ‍‌ ​ ‌‍​‌‌‍ ‍‌‍‍‌‌ ‌​‌ ‍‌​‍ ‍‌ ​ ‌ ‌​‌ ‌‌‌‍‌​‌‍‍‌‌‍ ​‍‌‍‌‍‍‌‌‍‌​​ ‌‌‍‌‍‌‍ ‌‍ ‌ ‌​‌‍‌‌‌ ​‍​‍‌‍‌ ‌​‌ ‍‌‌ ​​‌‍‌‌​ ‌‌‍‌‍‌‍ ‌‍ ‌ ‌​‌‍‌‌‌ ​‍​‍‌‍‌ ​​‌‍​‌‌ ‌​‌‍‍​​ ‌‌‍​ ‌‍ ‌‍ ​‌ ‌‌‌‍ ‌‌‍ ‍‌ ​ ​‍‌‌​ ‌‌‌​​‍‌‌ ‌‍‍ ‌‍‌‌‌ ‍‌​‍‌‌​ ​ ‌​‌​​‍‌‌​ ​ ‌​‌​​‍‌‌​ ​‍​ ​‍‌‍‌‌‌‍​‍​ ​‍​ ‍​‌‍​ ​ ‌‌‌‍​ ‌‍​ ‌‍‌‌‌‍​‍‌‍​‌​ ​‌​‍‌‌​ ​‍​ ​‍​‍‌‌​ ‌‌‌​‌​​‍ ‍‌‍ ​‌‍‍‌‌‍ ‍‌‍‍ ‌ ​ ​‍‌‌​ ‌‌‌​​‍‌‌ ‌‍‍ ‌‍‌‌‌ ‍‌​‍‌‌​ ​ ‌​‌​​‍‌‌​ ​ ‌​‌​​‍‌‌​ ​‍​ ​‍​ ‌​‌‍‌‌​ ‌‍‌‍‌​​ ​‍​ ‌‍​ ​‍‌‍‌‍‌‍​‌‌‍​ ‌‍​ ‌‍​ ​‍‌‌​ ​‍​ ​‍​‍‌‌​ ‌‌‌​‌​​‍ ‍‌‍ ‍‌‍​‌‌‍ ‌‌‍‌‌​‍‌‍‌ ​​‌‍‌‌‌ ​‍‌ ​ ‌ ​​‌‍‌‌‌‍​ ‌ ‌​‌‍‍‌‌ ‌‍‌‍‌‌​ ‌‌ ​​‌ ‌‌‌‍​‍‌‍ ​‌‍‍‌‌ ​ ‌‍‍​‌‍‌‌‌‍‌​​‍​‍‌ ‌
Athletic Club​​​​‌ ‍ ​‍​‍‌‍ ‌ ​‍‌‍‍‌‌‍‌ ‌‍‍‌‌‍ ‍​‍​‍​ ‍‍​‍​‍‌ ​ ‌‍​‌‌‍ ‍‌‍‍‌‌ ‌​‌ ‍‌​‍ ‍‌‍‍‌‌‍ ​‍​‍​‍ ​​‍​‍‌‍‍​‌ ​‍‌‍‌‌‌‍‌‍​‍​‍​ ‍‍​‍​‍‌‍‍​‌ ‌​‌ ‌​‌ ​​‌ ​ ​ ‍‍​‍ ​‍ ‌‍​ ‌‍‍​‌‍‌‌‌‍ ​‌ ​ ‌‍‌‌‌‍​‌‌ ​​‌‍‍‌‌‍‌‌‌ ​‍‌ ​ ​‍ ‍‌ ​ ‌‍​‌‌‍ ‍‌‍‍‌‌ ‌​‌ ‍‌​‍ ‍‌ ​ ‌ ‌​‌ ‌‌‌‍‌​‌‍‍‌‌‍ ​‍ ‌‍‍‌‌‍ ‍‌ ‌​‌‍‌‌‌‍ ‍‌ ‌​​‍ ‌‍‌‌‌‍‌​‌‍‍‌‌ ‌​​‍ ‌‍ ‌‌‍ ‌‍‌​‌‍‌‌​ ‌‌ ​​‌ ​‍‌‍‌‌‌ ​ ‌‍‌‌‌‍ ‍‌ ‌​‌‍​‌‌ ‌​‌‍‍‌‌‍ ‌‍ ‍​ ‍ ‌‍‍‌‌‍‌​​ ‌‌‍‌‍‌‍ ‌‍ ‌ ‌​‌‍‌‌‌ ​‍​ ‍ ‌ ‌​‌ ‍‌‌ ​​‌‍‌‌​ ‌‌‍‌‍‌‍ ‌‍ ‌ ‌​‌‍‌‌‌ ​‍​ ‍ ‌ ​​‌‍​‌‌ ‌​‌‍‍​​ ‌‌‍​ ‌‍ ‌‍ ​‌ ‌‌‌‍ ‌‌‍ ‍‌ ​ ​‍‌‌​ ‌‌‌​​‍‌‌ ‌‍‍ ‌‍‌‌‌ ‍‌​‍‌‌​ ​ ‌​‌​​‍‌‌​ ​ ‌​‌​​‍‌‌​ ​‍​ ​‍‌‍‌‌‌‍​‍​ ​‍​ ‍​‌‍​ ​ ‌‌‌‍​ ‌‍​ ‌‍‌‌‌‍​‍‌‍​‌​ ​‌​‍‌‌​ ​‍​ ​‍​‍‌‌​ ‌‌‌​‌​​‍ ‍‌‍ ​‌‍‍‌‌‍ ‍‌‍‍ ‌ ​ ​‍‌‌​ ‌‌‌​​‍‌‌ ‌‍‍ ‌‍‌‌‌ ‍‌​‍‌‌​ ​ ‌​‌​​‍‌‌​ ​ ‌​‌​​‍‌‌​ ​‍​ ​‍​ ‍​‌‍​‌​ ​ ​ ‌​‌‍​‌​ ‌ ‌‍‌​‌‍​‌​ ​ ​ ‍​‌‍‌‌‌‍​ ​‍‌‌​ ​‍​ ​‍​‍‌‌​ ‌‌‌​‌​​‍ ‍‌‍ ‍‌‍​‌‌‍ ‌‌‍‌‌​ ‌‍​‍‌‍​‌‌ ​ ‌‍‌‌‌‌‌‌‌ ​‍‌‍ ​​ ‌‌‍‍​‌ ‌​‌ ‌​‌ ​​‌ ​ ​‍‌‌​ ​ ‌​​‌​‍‌‌​ ​‍‌​‌‍​‍‌‌​ ​‍‌​‌‍‌‍​ ‌‍‍​‌‍‌‌‌‍ ​‌ ​ ‌‍‌‌‌‍​‌‌ ​​‌‍‍‌‌‍‌‌‌ ​‍‌ ​ ​‍ ‍‌ ​ ‌‍​‌‌‍ ‍‌‍‍‌‌ ‌​‌ ‍‌​‍ ‍‌ ​ ‌ ‌​‌ ‌‌‌‍‌​‌‍‍‌‌‍ ​‍‌‍‌‍‍‌‌‍‌​​ ‌‌‍‌‍‌‍ ‌‍ ‌ ‌​‌‍‌‌‌ ​‍​‍‌‍‌ ‌​‌ ‍‌‌ ​​‌‍‌‌​ ‌‌‍‌‍‌‍ ‌‍ ‌ ‌​‌‍‌‌‌ ​‍​‍‌‍‌ ​​‌‍​‌‌ ‌​‌‍‍​​ ‌‌‍​ ‌‍ ‌‍ ​‌ ‌‌‌‍ ‌‌‍ ‍‌ ​ ​‍‌‌​ ‌‌‌​​‍‌‌ ‌‍‍ ‌‍‌‌‌ ‍‌​‍‌‌​ ​ ‌​‌​​‍‌‌​ ​ ‌​‌​​‍‌‌​ ​‍​ ​‍‌‍‌‌‌‍​‍​ ​‍​ ‍​‌‍​ ​ ‌‌‌‍​ ‌‍​ ‌‍‌‌‌‍​‍‌‍​‌​ ​‌​‍‌‌​ ​‍​ ​‍​‍‌‌​ ‌‌‌​‌​​‍ ‍‌‍ ​‌‍‍‌‌‍ ‍‌‍‍ ‌ ​ ​‍‌‌​ ‌‌‌​​‍‌‌ ‌‍‍ ‌‍‌‌‌ ‍‌​‍‌‌​ ​ ‌​‌​​‍‌‌​ ​ ‌​‌​​‍‌‌​ ​‍​ ​‍​ ‍​‌‍​‌​ ​ ​ ‌​‌‍​‌​ ‌ ‌‍‌​‌‍​‌​ ​ ​ ‍​‌‍‌‌‌‍​ ​‍‌‌​ ​‍​ ​‍​‍‌‌​ ‌‌‌​‌​​‍ ‍‌‍ ‍‌‍​‌‌‍ ‌‌‍‌‌​‍‌‍‌ ​​‌‍‌‌‌ ​‍‌ ​ ‌ ​​‌‍‌‌‌‍​ ‌ ‌​‌‍‍‌‌ ‌‍‌‍‌‌​ ‌‌ ​​‌ ‌‌‌‍​‍‌‍ ​‌‍‍‌‌ ​ ‌‍‍​‌‍‌‌‌‍‌​​‍​‍‌ ‌
Marina​​​​‌ ‍ ​‍​‍‌‍ ‌ ​‍‌‍‍‌‌‍‌ ‌‍‍‌‌‍ ‍​‍​‍​ ‍‍​‍​‍‌ ​ ‌‍​‌‌‍ ‍‌‍‍‌‌ ‌​‌ ‍‌​‍ ‍‌‍‍‌‌‍ ​‍​‍​‍ ​​‍​‍‌‍‍​‌ ​‍‌‍‌‌‌‍‌‍​‍​‍​ ‍‍​‍​‍‌‍‍​‌ ‌​‌ ‌​‌ ​​‌ ​ ​ ‍‍​‍ ​‍ ‌‍​ ‌‍‍​‌‍‌‌‌‍ ​‌ ​ ‌‍‌‌‌‍​‌‌ ​​‌‍‍‌‌‍‌‌‌ ​‍‌ ​ ​‍ ‍‌ ​ ‌‍​‌‌‍ ‍‌‍‍‌‌ ‌​‌ ‍‌​‍ ‍‌ ​ ‌ ‌​‌ ‌‌‌‍‌​‌‍‍‌‌‍ ​‍ ‌‍‍‌‌‍ ‍‌ ‌​‌‍‌‌‌‍ ‍‌ ‌​​‍ ‌‍‌‌‌‍‌​‌‍‍‌‌ ‌​​‍ ‌‍ ‌‌‍ ‌‍‌​‌‍‌‌​ ‌‌ ​​‌ ​‍‌‍‌‌‌ ​ ‌‍‌‌‌‍ ‍‌ ‌​‌‍​‌‌ ‌​‌‍‍‌‌‍ ‌‍ ‍​ ‍ ‌‍‍‌‌‍‌​​ ‌‌‍‌‍‌‍ ‌‍ ‌ ‌​‌‍‌‌‌ ​‍​ ‍ ‌ ‌​‌ ‍‌‌ ​​‌‍‌‌​ ‌‌‍‌‍‌‍ ‌‍ ‌ ‌​‌‍‌‌‌ ​‍​ ‍ ‌ ​​‌‍​‌‌ ‌​‌‍‍​​ ‌‌‍​ ‌‍ ‌‍ ​‌ ‌‌‌‍ ‌‌‍ ‍‌ ​ ​‍‌‌​ ‌‌‌​​‍‌‌ ‌‍‍ ‌‍‌‌‌ ‍‌​‍‌‌​ ​ ‌​‌​​‍‌‌​ ​ ‌​‌​​‍‌‌​ ​‍​ ​‍‌‍‌‌‌‍​‍​ ​‍​ ‍​‌‍​ ​ ‌‌‌‍​ ‌‍​ ‌‍‌‌‌‍​‍‌‍​‌​ ​‌​‍‌‌​ ​‍​ ​‍​‍‌‌​ ‌‌‌​‌​​‍ ‍‌‍ ​‌‍‍‌‌‍ ‍‌‍‍ ‌ ​ ​‍‌‌​ ‌‌‌​​‍‌‌ ‌‍‍ ‌‍‌‌‌ ‍‌​‍‌‌​ ​ ‌​‌​​‍‌‌​ ​ ‌​‌​​‍‌‌​ ​‍​ ​‍​ ‌‍​ ‌‌​ ‌‍​ ‌‌‌‍‌‌‌‍‌‍‌‍​‌​ ​​​ ‌‍​ ‌‌​ ‌​‌‍‌​​‍‌‌​ ​‍​ ​‍​‍‌‌​ ‌‌‌​‌​​‍ ‍‌‍ ‍‌‍​‌‌‍ ‌‌‍‌‌​ ‌‍​‍‌‍​‌‌ ​ ‌‍‌‌‌‌‌‌‌ ​‍‌‍ ​​ ‌‌‍‍​‌ ‌​‌ ‌​‌ ​​‌ ​ ​‍‌‌​ ​ ‌​​‌​‍‌‌​ ​‍‌​‌‍​‍‌‌​ ​‍‌​‌‍‌‍​ ‌‍‍​‌‍‌‌‌‍ ​‌ ​ ‌‍‌‌‌‍​‌‌ ​​‌‍‍‌‌‍‌‌‌ ​‍‌ ​ ​‍ ‍‌ ​ ‌‍​‌‌‍ ‍‌‍‍‌‌ ‌​‌ ‍‌​‍ ‍‌ ​ ‌ ‌​‌ ‌‌‌‍‌​‌‍‍‌‌‍ ​‍‌‍‌‍‍‌‌‍‌​​ ‌‌‍‌‍‌‍ ‌‍ ‌ ‌​‌‍‌‌‌ ​‍​‍‌‍‌ ‌​‌ ‍‌‌ ​​‌‍‌‌​ ‌‌‍‌‍‌‍ ‌‍ ‌ ‌​‌‍‌‌‌ ​‍​‍‌‍‌ ​​‌‍​‌‌ ‌​‌‍‍​​ ‌‌‍​ ‌‍ ‌‍ ​‌ ‌‌‌‍ ‌‌‍ ‍‌ ​ ​‍‌‌​ ‌‌‌​​‍‌‌ ‌‍‍ ‌‍‌‌‌ ‍‌​‍‌‌​ ​ ‌​‌​​‍‌‌​ ​ ‌​‌​​‍‌‌​ ​‍​ ​‍‌‍‌‌‌‍​‍​ ​‍​ ‍​‌‍​ ​ ‌‌‌‍​ ‌‍​ ‌‍‌‌‌‍​‍‌‍​‌​ ​‌​‍‌‌​ ​‍​ ​‍​‍‌‌​ ‌‌‌​‌​​‍ ‍‌‍ ​‌‍‍‌‌‍ ‍‌‍‍ ‌ ​ ​‍‌‌​ ‌‌‌​​‍‌‌ ‌‍‍ ‌‍‌‌‌ ‍‌​‍‌‌​ ​ ‌​‌​​‍‌‌​ ​ ‌​‌​​‍‌‌​ ​‍​ ​‍​ ‌‍​ ‌‌​ ‌‍​ ‌‌‌‍‌‌‌‍‌‍‌‍​‌​ ​​​ ‌‍​ ‌‌​ ‌​‌‍‌​​‍‌‌​ ​‍​ ​‍​‍‌‌​ ‌‌‌​‌​​‍ ‍‌‍ ‍‌‍​‌‌‍ ‌‌‍‌‌​‍‌‍‌ ​​‌‍‌‌‌ ​‍‌ ​ ‌ ​​‌‍‌‌‌‍​ ‌ ‌​‌‍‍‌‌ ‌‍‌‍‌‌​ ‌‌ ​​‌ ‌‌‌‍​‍‌‍ ​‌‍‍‌‌ ​ ‌‍‍​‌‍‌‌‌‍‌​​‍​‍‌ ‌
Company​​​​‌ ‍ ​‍​‍‌‍ ‌ ​‍‌‍‍‌‌‍‌ ‌‍‍‌‌‍ ‍​‍​‍​ ‍‍​‍​‍‌ ​ ‌‍​‌‌‍ ‍‌‍‍‌‌ ‌​‌ ‍‌​‍ ‍‌‍‍‌‌‍ ​‍​‍​‍ ​​‍​‍‌‍‍​‌ ​‍‌‍‌‌‌‍‌‍​‍​‍​ ‍‍​‍​‍‌‍‍​‌ ‌​‌ ‌​‌ ​​‌ ​ ​ ‍‍​‍ ​‍ ‌‍​ ‌‍‍​‌‍‌‌‌‍ ​‌ ​ ‌‍‌‌‌‍​‌‌ ​​‌‍‍‌‌‍‌‌‌ ​‍‌ ​ ​‍ ‍‌ ​ ‌‍​‌‌‍ ‍‌‍‍‌‌ ‌​‌ ‍‌​‍ ‍‌ ​ ‌ ‌​‌ ‌‌‌‍‌​‌‍‍‌‌‍ ​‍ ‌‍‍‌‌‍ ‍‌ ‌​‌‍‌‌‌‍ ‍‌ ‌​​‍ ‌‍‌‌‌‍‌​‌‍‍‌‌ ‌​​‍ ‌‍ ‌‌‍ ‌‍‌​‌‍‌‌​ ‌‌ ​​‌ ​‍‌‍‌‌‌ ​ ‌‍‌‌‌‍ ‍‌ ‌​‌‍​‌‌ ‌​‌‍‍‌‌‍ ‌‍ ‍​ ‍ ‌‍‍‌‌‍‌​​ ‌‌‍‌‍‌‍ ‌‍ ‌ ‌​‌‍‌‌‌ ​‍​ ‍ ‌ ‌​‌ ‍‌‌ ​​‌‍‌‌​ ‌‌‍‌‍‌‍ ‌‍ ‌ ‌​‌‍‌‌‌ ​‍​ ‍ ‌ ​​‌‍​‌‌ ‌​‌‍‍​​ ‌‌‍​ ‌‍ ‌‍ ​‌ ‌‌‌‍ ‌‌‍ ‍‌ ​ ​‍‌‌​ ‌‌‌​​‍‌‌ ‌‍‍ ‌‍‌‌‌ ‍‌​‍‌‌​ ​ ‌​‌​​‍‌‌​ ​ ‌​‌​​‍‌‌​ ​‍​ ​‍‌‍​ ​ ​ ​ ‌​​ ​​‌‍​ ​ ‌‍‌‍‌​​ ‌​‌‍‌‍‌‍‌‌‌‍‌‌‌‍‌​​‍‌‌​ ​‍​ ​‍​‍‌‌​ ‌‌‌​‌​​‍ ‍‌ ‌​‌‍‍‌‌ ‌​‌‍ ​‌‍‌‌​ ‌‍​‍‌‍​‌‌ ​ ‌‍‌‌‌‌‌‌‌ ​‍‌‍ ​​ ‌‌‍‍​‌ ‌​‌ ‌​‌ ​​‌ ​ ​‍‌‌​ ​ ‌​​‌​‍‌‌​ ​‍‌​‌‍​‍‌‌​ ​‍‌​‌‍‌‍​ ‌‍‍​‌‍‌‌‌‍ ​‌ ​ ‌‍‌‌‌‍​‌‌ ​​‌‍‍‌‌‍‌‌‌ ​‍‌ ​ ​‍ ‍‌ ​ ‌‍​‌‌‍ ‍‌‍‍‌‌ ‌​‌ ‍‌​‍ ‍‌ ​ ‌ ‌​‌ ‌‌‌‍‌​‌‍‍‌‌‍ ​‍‌‍‌‍‍‌‌‍‌​​ ‌‌‍‌‍‌‍ ‌‍ ‌ ‌​‌‍‌‌‌ ​‍​‍‌‍‌ ‌​‌ ‍‌‌ ​​‌‍‌‌​ ‌‌‍‌‍‌‍ ‌‍ ‌ ‌​‌‍‌‌‌ ​‍​‍‌‍‌ ​​‌‍​‌‌ ‌​‌‍‍​​ ‌‌‍​ ‌‍ ‌‍ ​‌ ‌‌‌‍ ‌‌‍ ‍‌ ​ ​‍‌‌​ ‌‌‌​​‍‌‌ ‌‍‍ ‌‍‌‌‌ ‍‌​‍‌‌​ ​ ‌​‌​​‍‌‌​ ​ ‌​‌​​‍‌‌​ ​‍​ ​‍‌‍​ ​ ​ ​ ‌​​ ​​‌‍​ ​ ‌‍‌‍‌​​ ‌​‌‍‌‍‌‍‌‌‌‍‌‌‌‍‌​​‍‌‌​ ​‍​ ​‍​‍‌‌​ ‌‌‌​‌​​‍ ‍‌ ‌​‌‍‍‌‌ ‌​‌‍ ​‌‍‌‌​‍‌‍‌ ​​‌‍‌‌‌ ​‍‌ ​ ‌ ​​‌‍‌‌‌‍​ ‌ ‌​‌‍‍‌‌ ‌‍‌‍‌‌​ ‌‌ ​​‌ ‌‌‌‍​‍‌‍ ​‌‍‍‌‌ ​ ‌‍‍​‌‍‌‌‌‍‌​​‍​‍‌ ‌
Privacy Policy​​​​‌ ‍ ​‍​‍‌‍ ‌ ​‍‌‍‍‌‌‍‌ ‌‍‍‌‌‍ ‍​‍​‍​ ‍‍​‍​‍‌ ​ ‌‍​‌‌‍ ‍‌‍‍‌‌ ‌​‌ ‍‌​‍ ‍‌‍‍‌‌‍ ​‍​‍​‍ ​​‍​‍‌‍‍​‌ ​‍‌‍‌‌‌‍‌‍​‍​‍​ ‍‍​‍​‍‌‍‍​‌ ‌​‌ ‌​‌ ​​‌ ​ ​ ‍‍​‍ ​‍ ‌‍​ ‌‍‍​‌‍‌‌‌‍ ​‌ ​ ‌‍‌‌‌‍​‌‌ ​​‌‍‍‌‌‍‌‌‌ ​‍‌ ​ ​‍ ‍‌ ​ ‌‍​‌‌‍ ‍‌‍‍‌‌ ‌​‌ ‍‌​‍ ‍‌ ​ ‌ ‌​‌ ‌‌‌‍‌​‌‍‍‌‌‍ ​‍ ‌‍‍‌‌‍ ‍‌ ‌​‌‍‌‌‌‍ ‍‌ ‌​​‍ ‌‍‌‌‌‍‌​‌‍‍‌‌ ‌​​‍ ‌‍ ‌‌‍ ‌‍‌​‌‍‌‌​ ‌‌ ​​‌ ​‍‌‍‌‌‌ ​ ‌‍‌‌‌‍ ‍‌ ‌​‌‍​‌‌ ‌​‌‍‍‌‌‍ ‌‍ ‍​ ‍ ‌‍‍‌‌‍‌​​ ‌‌‍‌‍‌‍ ‌‍ ‌ ‌​‌‍‌‌‌ ​‍​ ‍ ‌ ‌​‌ ‍‌‌ ​​‌‍‌‌​ ‌‌‍‌‍‌‍ ‌‍ ‌ ‌​‌‍‌‌‌ ​‍​ ‍ ‌ ​​‌‍​‌‌ ‌​‌‍‍​​ ‌‌‍​ ‌‍ ‌‍ ​‌ ‌‌‌‍ ‌‌‍ ‍‌ ​ ​‍‌‌​ ‌‌‌​​‍‌‌ ‌‍‍ ‌‍‌‌‌ ‍‌​‍‌‌​ ​ ‌​‌​​‍‌‌​ ​ ‌​‌​​‍‌‌​ ​‍​ ​‍‌‍​ ​ ​ ​ ‌​​ ​​‌‍​ ​ ‌‍‌‍‌​​ ‌​‌‍‌‍‌‍‌‌‌‍‌‌‌‍‌​​‍‌‌​ ​‍​ ​‍​‍‌‌​ ‌‌‌​‌​​‍ ‍‌‍ ​‌‍‍‌‌‍ ‍‌‍‍ ‌ ​ ​‍‌‌​ ‌‌‌​​‍‌‌ ‌‍‍ ‌‍‌‌‌ ‍‌​‍‌‌​ ​ ‌​‌​​‍‌‌​ ​ ‌​‌​​‍‌‌​ ​‍​ ​‍​ ​​​ ‍‌‌‍‌‌​ ‍​​ ‍‌​ ​‍‌‍​‍‌‍​‍​ ​‍​ ‍​‌‍​‌​ ​​​‍‌‌​ ​‍​ ​‍​‍‌‌​ ‌‌‌​‌​​‍ ‍‌‍ ‍‌‍​‌‌‍ ‌‌‍‌‌​ ‌‍​‍‌‍​‌‌ ​ ‌‍‌‌‌‌‌‌‌ ​‍‌‍ ​​ ‌‌‍‍​‌ ‌​‌ ‌​‌ ​​‌ ​ ​‍‌‌​ ​ ‌​​‌​‍‌‌​ ​‍‌​‌‍​‍‌‌​ ​‍‌​‌‍‌‍​ ‌‍‍​‌‍‌‌‌‍ ​‌ ​ ‌‍‌‌‌‍​‌‌ ​​‌‍‍‌‌‍‌‌‌ ​‍‌ ​ ​‍ ‍‌ ​ ‌‍​‌‌‍ ‍‌‍‍‌‌ ‌​‌ ‍‌​‍ ‍‌ ​ ‌ ‌​‌ ‌‌‌‍‌​‌‍‍‌‌‍ ​‍‌‍‌‍‍‌‌‍‌​​ ‌‌‍‌‍‌‍ ‌‍ ‌ ‌​‌‍‌‌‌ ​‍​‍‌‍‌ ‌​‌ ‍‌‌ ​​‌‍‌‌​ ‌‌‍‌‍‌‍ ‌‍ ‌ ‌​‌‍‌‌‌ ​‍​‍‌‍‌ ​​‌‍​‌‌ ‌​‌‍‍​​ ‌‌‍​ ‌‍ ‌‍ ​‌ ‌‌‌‍ ‌‌‍ ‍‌ ​ ​‍‌‌​ ‌‌‌​​‍‌‌ ‌‍‍ ‌‍‌‌‌ ‍‌​‍‌‌​ ​ ‌​‌​​‍‌‌​ ​ ‌​‌​​‍‌‌​ ​‍​ ​‍‌‍​ ​ ​ ​ ‌​​ ​​‌‍​ ​ ‌‍‌‍‌​​ ‌​‌‍‌‍‌‍‌‌‌‍‌‌‌‍‌​​‍‌‌​ ​‍​ ​‍​‍‌‌​ ‌‌‌​‌​​‍ ‍‌‍ ​‌‍‍‌‌‍ ‍‌‍‍ ‌ ​ ​‍‌‌​ ‌‌‌​​‍‌‌ ‌‍‍ ‌‍‌‌‌ ‍‌​‍‌‌​ ​ ‌​‌​​‍‌‌​ ​ ‌​‌​​‍‌‌​ ​‍​ ​‍​ ​​​ ‍‌‌‍‌‌​ ‍​​ ‍‌​ ​‍‌‍​‍‌‍​‍​ ​‍​ ‍​‌‍​‌​ ​​​‍‌‌​ ​‍​ ​‍​‍‌‌​ ‌‌‌​‌​​‍ ‍‌‍ ‍‌‍​‌‌‍ ‌‌‍‌‌​‍‌‍‌ ​​‌‍‌‌‌ ​‍‌ ​ ‌ ​​‌‍‌‌‌‍​ ‌ ‌​‌‍‍‌‌ ‌‍‌‍‌‌​ ‌‌ ​​‌ ‌‌‌‍​‍‌‍ ​‌‍‍‌‌ ​ ‌‍‍​‌‍‌‌‌‍‌​​‍​‍‌ ‌
Accessibility Statement​​​​‌ ‍ ​‍​‍‌‍ ‌ ​‍‌‍‍‌‌‍‌ ‌‍‍‌‌‍ ‍​‍​‍​ ‍‍​‍​‍‌ ​ ‌‍​‌‌‍ ‍‌‍‍‌‌ ‌​‌ ‍‌​‍ ‍‌‍‍‌‌‍ ​‍​‍​‍ ​​‍​‍‌‍‍​‌ ​‍‌‍‌‌‌‍‌‍​‍​‍​ ‍‍​‍​‍‌‍‍​‌ ‌​‌ ‌​‌ ​​‌ ​ ​ ‍‍​‍ ​‍ ‌‍​ ‌‍‍​‌‍‌‌‌‍ ​‌ ​ ‌‍‌‌‌‍​‌‌ ​​‌‍‍‌‌‍‌‌‌ ​‍‌ ​ ​‍ ‍‌ ​ ‌‍​‌‌‍ ‍‌‍‍‌‌ ‌​‌ ‍‌​‍ ‍‌ ​ ‌ ‌​‌ ‌‌‌‍‌​‌‍‍‌‌‍ ​‍ ‌‍‍‌‌‍ ‍‌ ‌​‌‍‌‌‌‍ ‍‌ ‌​​‍ ‌‍‌‌‌‍‌​‌‍‍‌‌ ‌​​‍ ‌‍ ‌‌‍ ‌‍‌​‌‍‌‌​ ‌‌ ​​‌ ​‍‌‍‌‌‌ ​ ‌‍‌‌‌‍ ‍‌ ‌​‌‍​‌‌ ‌​‌‍‍‌‌‍ ‌‍ ‍​ ‍ ‌‍‍‌‌‍‌​​ ‌‌‍‌‍‌‍ ‌‍ ‌ ‌​‌‍‌‌‌ ​‍​ ‍ ‌ ‌​‌ ‍‌‌ ​​‌‍‌‌​ ‌‌‍‌‍‌‍ ‌‍ ‌ ‌​‌‍‌‌‌ ​‍​ ‍ ‌ ​​‌‍​‌‌ ‌​‌‍‍​​ ‌‌‍​ ‌‍ ‌‍ ​‌ ‌‌‌‍ ‌‌‍ ‍‌ ​ ​‍‌‌​ ‌‌‌​​‍‌‌ ‌‍‍ ‌‍‌‌‌ ‍‌​‍‌‌​ ​ ‌​‌​​‍‌‌​ ​ ‌​‌​​‍‌‌​ ​‍​ ​‍‌‍​ ​ ​ ​ ‌​​ ​​‌‍​ ​ ‌‍‌‍‌​​ ‌​‌‍‌‍‌‍‌‌‌‍‌‌‌‍‌​​‍‌‌​ ​‍​ ​‍​‍‌‌​ ‌‌‌​‌​​‍ ‍‌‍ ​‌‍‍‌‌‍ ‍‌‍‍ ‌ ​ ​‍‌‌​ ‌‌‌​​‍‌‌ ‌‍‍ ‌‍‌‌‌ ‍‌​‍‌‌​ ​ ‌​‌​​‍‌‌​ ​ ‌​‌​​‍‌‌​ ​‍​ ​‍​ ​ ​ ‌‍​ ‌ ​ ​ ‌‍​‌​ ‌‍​ ‌ ​ ‍‌​ ​‌​ ‌‍‌‍‌​​ ​​​‍‌‌​ ​‍​ ​‍​‍‌‌​ ‌‌‌​‌​​‍ ‍‌‍ ‍‌‍​‌‌‍ ‌‌‍‌‌​ ‌‍​‍‌‍​‌‌ ​ ‌‍‌‌‌‌‌‌‌ ​‍‌‍ ​​ ‌‌‍‍​‌ ‌​‌ ‌​‌ ​​‌ ​ ​‍‌‌​ ​ ‌​​‌​‍‌‌​ ​‍‌​‌‍​‍‌‌​ ​‍‌​‌‍‌‍​ ‌‍‍​‌‍‌‌‌‍ ​‌ ​ ‌‍‌‌‌‍​‌‌ ​​‌‍‍‌‌‍‌‌‌ ​‍‌ ​ ​‍ ‍‌ ​ ‌‍​‌‌‍ ‍‌‍‍‌‌ ‌​‌ ‍‌​‍ ‍‌ ​ ‌ ‌​‌ ‌‌‌‍‌​‌‍‍‌‌‍ ​‍‌‍‌‍‍‌‌‍‌​​ ‌‌‍‌‍‌‍ ‌‍ ‌ ‌​‌‍‌‌‌ ​‍​‍‌‍‌ ‌​‌ ‍‌‌ ​​‌‍‌‌​ ‌‌‍‌‍‌‍ ‌‍ ‌ ‌​‌‍‌‌‌ ​‍​‍‌‍‌ ​​‌‍​‌‌ ‌​‌‍‍​​ ‌‌‍​ ‌‍ ‌‍ ​‌ ‌‌‌‍ ‌‌‍ ‍‌ ​ ​‍‌‌​ ‌‌‌​​‍‌‌ ‌‍‍ ‌‍‌‌‌ ‍‌​‍‌‌​ ​ ‌​‌​​‍‌‌​ ​ ‌​‌​​‍‌‌​ ​‍​ ​‍‌‍​ ​ ​ ​ ‌​​ ​​‌‍​ ​ ‌‍‌‍‌​​ ‌​‌‍‌‍‌‍‌‌‌‍‌‌‌‍‌​​‍‌‌​ ​‍​ ​‍​‍‌‌​ ‌‌‌​‌​​‍ ‍‌‍ ​‌‍‍‌‌‍ ‍‌‍‍ ‌ ​ ​‍‌‌​ ‌‌‌​​‍‌‌ ‌‍‍ ‌‍‌‌‌ ‍‌​‍‌‌​ ​ ‌​‌​​‍‌‌​ ​ ‌​‌​​‍‌‌​ ​‍​ ​‍​ ​ ​ ‌‍​ ‌ ​ ​ ‌‍​‌​ ‌‍​ ‌ ​ ‍‌​ ​‌​ ‌‍‌‍‌​​ ​​​‍‌‌​ ​‍​ ​‍​‍‌‌​ ‌‌‌​‌​​‍ ‍‌‍ ‍‌‍​‌‌‍ ‌‌‍‌‌​‍‌‍‌ ​​‌‍‌‌‌ ​‍‌ ​ ‌ ​​‌‍‌‌‌‍​ ‌ ‌​‌‍‍‌‌ ‌‍‌‍‌‌​ ‌‌ ​​‌ ‌‌‌‍​‍‌‍ ​‌‍‍‌‌ ​ ‌‍‍​‌‍‌‌‌‍‌​​‍​‍‌ ‌
Our Story​​​​‌ ‍ ​‍​‍‌‍ ‌ ​‍‌‍‍‌‌‍‌ ‌‍‍‌‌‍ ‍​‍​‍​ ‍‍​‍​‍‌ ​ ‌‍​‌‌‍ ‍‌‍‍‌‌ ‌​‌ ‍‌​‍ ‍‌‍‍‌‌‍ ​‍​‍​‍ ​​‍​‍‌‍‍​‌ ​‍‌‍‌‌‌‍‌‍​‍​‍​ ‍‍​‍​‍‌‍‍​‌ ‌​‌ ‌​‌ ​​‌ ​ ​ ‍‍​‍ ​‍ ‌‍​ ‌‍‍​‌‍‌‌‌‍ ​‌ ​ ‌‍‌‌‌‍​‌‌ ​​‌‍‍‌‌‍‌‌‌ ​‍‌ ​ ​‍ ‍‌ ​ ‌‍​‌‌‍ ‍‌‍‍‌‌ ‌​‌ ‍‌​‍ ‍‌ ​ ‌ ‌​‌ ‌‌‌‍‌​‌‍‍‌‌‍ ​‍ ‌‍‍‌‌‍ ‍‌ ‌​‌‍‌‌‌‍ ‍‌ ‌​​‍ ‌‍‌‌‌‍‌​‌‍‍‌‌ ‌​​‍ ‌‍ ‌‌‍ ‌‍‌​‌‍‌‌​ ‌‌ ​​‌ ​‍‌‍‌‌‌ ​ ‌‍‌‌‌‍ ‍‌ ‌​‌‍​‌‌ ‌​‌‍‍‌‌‍ ‌‍ ‍​ ‍ ‌‍‍‌‌‍‌​​ ‌‌‍‌‍‌‍ ‌‍ ‌ ‌​‌‍‌‌‌ ​‍​ ‍ ‌ ‌​‌ ‍‌‌ ​​‌‍‌‌​ ‌‌‍‌‍‌‍ ‌‍ ‌ ‌​‌‍‌‌‌ ​‍​ ‍ ‌ ​​‌‍​‌‌ ‌​‌‍‍​​ ‌‌‍​ ‌‍ ‌‍ ​‌ ‌‌‌‍ ‌‌‍ ‍‌ ​ ​‍‌‌​ ‌‌‌​​‍‌‌ ‌‍‍ ‌‍‌‌‌ ‍‌​‍‌‌​ ​ ‌​‌​​‍‌‌​ ​ ‌​‌​​‍‌‌​ ​‍​ ​‍‌‍​ ​ ​ ​ ‌​​ ​​‌‍​ ​ ‌‍‌‍‌​​ ‌​‌‍‌‍‌‍‌‌‌‍‌‌‌‍‌​​‍‌‌​ ​‍​ ​‍​‍‌‌​ ‌‌‌​‌​​‍ ‍‌‍ ​‌‍‍‌‌‍ ‍‌‍‍ ‌ ​ ​‍‌‌​ ‌‌‌​​‍‌‌ ‌‍‍ ‌‍‌‌‌ ‍‌​‍‌‌​ ​ ‌​‌​​‍‌‌​ ​ ‌​‌​​‍‌‌​ ​‍​ ​‍‌‍‌‍​ ​ ​ ‌‌‌‍‌​‌‍​ ​ ​​​ ​ ​ ‌‍​ ‌‍​ ​ ‌‍​‍​ ​‍​‍‌‌​ ​‍​ ​‍​‍‌‌​ ‌‌‌​‌​​‍ ‍‌‍ ‍‌‍​‌‌‍ ‌‌‍‌‌​ ‌‍​‍‌‍​‌‌ ​ ‌‍‌‌‌‌‌‌‌ ​‍‌‍ ​​ ‌‌‍‍​‌ ‌​‌ ‌​‌ ​​‌ ​ ​‍‌‌​ ​ ‌​​‌​‍‌‌​ ​‍‌​‌‍​‍‌‌​ ​‍‌​‌‍‌‍​ ‌‍‍​‌‍‌‌‌‍ ​‌ ​ ‌‍‌‌‌‍​‌‌ ​​‌‍‍‌‌‍‌‌‌ ​‍‌ ​ ​‍ ‍‌ ​ ‌‍​‌‌‍ ‍‌‍‍‌‌ ‌​‌ ‍‌​‍ ‍‌ ​ ‌ ‌​‌ ‌‌‌‍‌​‌‍‍‌‌‍ ​‍‌‍‌‍‍‌‌‍‌​​ ‌‌‍‌‍‌‍ ‌‍ ‌ ‌​‌‍‌‌‌ ​‍​‍‌‍‌ ‌​‌ ‍‌‌ ​​‌‍‌‌​ ‌‌‍‌‍‌‍ ‌‍ ‌ ‌​‌‍‌‌‌ ​‍​‍‌‍‌ ​​‌‍​‌‌ ‌​‌‍‍​​ ‌‌‍​ ‌‍ ‌‍ ​‌ ‌‌‌‍ ‌‌‍ ‍‌ ​ ​‍‌‌​ ‌‌‌​​‍‌‌ ‌‍‍ ‌‍‌‌‌ ‍‌​‍‌‌​ ​ ‌​‌​​‍‌‌​ ​ ‌​‌​​‍‌‌​ ​‍​ ​‍‌‍​ ​ ​ ​ ‌​​ ​​‌‍​ ​ ‌‍‌‍‌​​ ‌​‌‍‌‍‌‍‌‌‌‍‌‌‌‍‌​​‍‌‌​ ​‍​ ​‍​‍‌‌​ ‌‌‌​‌​​‍ ‍‌‍ ​‌‍‍‌‌‍ ‍‌‍‍ ‌ ​ ​‍‌‌​ ‌‌‌​​‍‌‌ ‌‍‍ ‌‍‌‌‌ ‍‌​‍‌‌​ ​ ‌​‌​​‍‌‌​ ​ ‌​‌​​‍‌‌​ ​‍​ ​‍‌‍‌‍​ ​ ​ ‌‌‌‍‌​‌‍​ ​ ​​​ ​ ​ ‌‍​ ‌‍​ ​ ‌‍​‍​ ​‍​‍‌‌​ ​‍​ ​‍​‍‌‌​ ‌‌‌​‌​​‍ ‍‌‍ ‍‌‍​‌‌‍ ‌‌‍‌‌​‍‌‍‌ ​​‌‍‌‌‌ ​‍‌ ​ ‌ ​​‌‍‌‌‌‍​ ‌ ‌​‌‍‍‌‌ ‌‍‌‍‌‌​ ‌‌ ​​‌ ‌‌‌‍​‍‌‍ ​‌‍‍‌‌ ​ ‌‍‍​‌‍‌‌‌‍‌​​‍​‍‌ ‌
Our Impact​​​​‌ ‍ ​‍​‍‌‍ ‌ ​‍‌‍‍‌‌‍‌ ‌‍‍‌‌‍ ‍​‍​‍​ ‍‍​‍​‍‌ ​ ‌‍​‌‌‍ ‍‌‍‍‌‌ ‌​‌ ‍‌​‍ ‍‌‍‍‌‌‍ ​‍​‍​‍ ​​‍​‍‌‍‍​‌ ​‍‌‍‌‌‌‍‌‍​‍​‍​ ‍‍​‍​‍‌‍‍​‌ ‌​‌ ‌​‌ ​​‌ ​ ​ ‍‍​‍ ​‍ ‌‍​ ‌‍‍​‌‍‌‌‌‍ ​‌ ​ ‌‍‌‌‌‍​‌‌ ​​‌‍‍‌‌‍‌‌‌ ​‍‌ ​ ​‍ ‍‌ ​ ‌‍​‌‌‍ ‍‌‍‍‌‌ ‌​‌ ‍‌​‍ ‍‌ ​ ‌ ‌​‌ ‌‌‌‍‌​‌‍‍‌‌‍ ​‍ ‌‍‍‌‌‍ ‍‌ ‌​‌‍‌‌‌‍ ‍‌ ‌​​‍ ‌‍‌‌‌‍‌​‌‍‍‌‌ ‌​​‍ ‌‍ ‌‌‍ ‌‍‌​‌‍‌‌​ ‌‌ ​​‌ ​‍‌‍‌‌‌ ​ ‌‍‌‌‌‍ ‍‌ ‌​‌‍​‌‌ ‌​‌‍‍‌‌‍ ‌‍ ‍​ ‍ ‌‍‍‌‌‍‌​​ ‌‌‍‌‍‌‍ ‌‍ ‌ ‌​‌‍‌‌‌ ​‍​ ‍ ‌ ‌​‌ ‍‌‌ ​​‌‍‌‌​ ‌‌‍‌‍‌‍ ‌‍ ‌ ‌​‌‍‌‌‌ ​‍​ ‍ ‌ ​​‌‍​‌‌ ‌​‌‍‍​​ ‌‌‍​ ‌‍ ‌‍ ​‌ ‌‌‌‍ ‌‌‍ ‍‌ ​ ​‍‌‌​ ‌‌‌​​‍‌‌ ‌‍‍ ‌‍‌‌‌ ‍‌​‍‌‌​ ​ ‌​‌​​‍‌‌​ ​ ‌​‌​​‍‌‌​ ​‍​ ​‍‌‍​ ​ ​ ​ ‌​​ ​​‌‍​ ​ ‌‍‌‍‌​​ ‌​‌‍‌‍‌‍‌‌‌‍‌‌‌‍‌​​‍‌‌​ ​‍​ ​‍​‍‌‌​ ‌‌‌​‌​​‍ ‍‌‍ ​‌‍‍‌‌‍ ‍‌‍‍ ‌ ​ ​‍‌‌​ ‌‌‌​​‍‌‌ ‌‍‍ ‌‍‌‌‌ ‍‌​‍‌‌​ ​ ‌​‌​​‍‌‌​ ​ ‌​‌​​‍‌‌​ ​‍​ ​‍‌‍‌‍​ ‍‌​ ​ ‌‍​‌​ ‌​​ ​‌‌‍​‌​ ​​‌‍‌‌​ ‌‍‌‍‌​​ ‌ ​‍‌‌​ ​‍​ ​‍​‍‌‌​ ‌‌‌​‌​​‍ ‍‌‍ ‍‌‍​‌‌‍ ‌‌‍‌‌​ ‌‍​‍‌‍​‌‌ ​ ‌‍‌‌‌‌‌‌‌ ​‍‌‍ ​​ ‌‌‍‍​‌ ‌​‌ ‌​‌ ​​‌ ​ ​‍‌‌​ ​ ‌​​‌​‍‌‌​ ​‍‌​‌‍​‍‌‌​ ​‍‌​‌‍‌‍​ ‌‍‍​‌‍‌‌‌‍ ​‌ ​ ‌‍‌‌‌‍​‌‌ ​​‌‍‍‌‌‍‌‌‌ ​‍‌ ​ ​‍ ‍‌ ​ ‌‍​‌‌‍ ‍‌‍‍‌‌ ‌​‌ ‍‌​‍ ‍‌ ​ ‌ ‌​‌ ‌‌‌‍‌​‌‍‍‌‌‍ ​‍‌‍‌‍‍‌‌‍‌​​ ‌‌‍‌‍‌‍ ‌‍ ‌ ‌​‌‍‌‌‌ ​‍​‍‌‍‌ ‌​‌ ‍‌‌ ​​‌‍‌‌​ ‌‌‍‌‍‌‍ ‌‍ ‌ ‌​‌‍‌‌‌ ​‍​‍‌‍‌ ​​‌‍​‌‌ ‌​‌‍‍​​ ‌‌‍​ ‌‍ ‌‍ ​‌ ‌‌‌‍ ‌‌‍ ‍‌ ​ ​‍‌‌​ ‌‌‌​​‍‌‌ ‌‍‍ ‌‍‌‌‌ ‍‌​‍‌‌​ ​ ‌​‌​​‍‌‌​ ​ ‌​‌​​‍‌‌​ ​‍​ ​‍‌‍​ ​ ​ ​ ‌​​ ​​‌‍​ ​ ‌‍‌‍‌​​ ‌​‌‍‌‍‌‍‌‌‌‍‌‌‌‍‌​​‍‌‌​ ​‍​ ​‍​‍‌‌​ ‌‌‌​‌​​‍ ‍‌‍ ​‌‍‍‌‌‍ ‍‌‍‍ ‌ ​ ​‍‌‌​ ‌‌‌​​‍‌‌ ‌‍‍ ‌‍‌‌‌ ‍‌​‍‌‌​ ​ ‌​‌​​‍‌‌​ ​ ‌​‌​​‍‌‌​ ​‍​ ​‍‌‍‌‍​ ‍‌​ ​ ‌‍​‌​ ‌​​ ​‌‌‍​‌​ ​​‌‍‌‌​ ‌‍‌‍‌​​ ‌ ​‍‌‌​ ​‍​ ​‍​‍‌‌​ ‌‌‌​‌​​‍ ‍‌‍ ‍‌‍​‌‌‍ ‌‌‍‌‌​‍‌‍‌ ​​‌‍‌‌‌ ​‍‌ ​ ‌ ​​‌‍‌‌‌‍​ ‌ ‌​‌‍‍‌‌ ‌‍‌‍‌‌​ ‌‌ ​​‌ ‌‌‌‍​‍‌‍ ​‌‍‍‌‌ ​ ‌‍‍​‌‍‌‌‌‍‌​​‍​‍‌ ‌
Partner with Us​​​​‌ ‍ ​‍​‍‌‍ ‌ ​‍‌‍‍‌‌‍‌ ‌‍‍‌‌‍ ‍​‍​‍​ ‍‍​‍​‍‌ ​ ‌‍​‌‌‍ ‍‌‍‍‌‌ ‌​‌ ‍‌​‍ ‍‌‍‍‌‌‍ ​‍​‍​‍ ​​‍​‍‌‍‍​‌ ​‍‌‍‌‌‌‍‌‍​‍​‍​ ‍‍​‍​‍‌‍‍​‌ ‌​‌ ‌​‌ ​​‌ ​ ​ ‍‍​‍ ​‍ ‌‍​ ‌‍‍​‌‍‌‌‌‍ ​‌ ​ ‌‍‌‌‌‍​‌‌ ​​‌‍‍‌‌‍‌‌‌ ​‍‌ ​ ​‍ ‍‌ ​ ‌‍​‌‌‍ ‍‌‍‍‌‌ ‌​‌ ‍‌​‍ ‍‌ ​ ‌ ‌​‌ ‌‌‌‍‌​‌‍‍‌‌‍ ​‍ ‌‍‍‌‌‍ ‍‌ ‌​‌‍‌‌‌‍ ‍‌ ‌​​‍ ‌‍‌‌‌‍‌​‌‍‍‌‌ ‌​​‍ ‌‍ ‌‌‍ ‌‍‌​‌‍‌‌​ ‌‌ ​​‌ ​‍‌‍‌‌‌ ​ ‌‍‌‌‌‍ ‍‌ ‌​‌‍​‌‌ ‌​‌‍‍‌‌‍ ‌‍ ‍​ ‍ ‌‍‍‌‌‍‌​​ ‌‌‍‌‍‌‍ ‌‍ ‌ ‌​‌‍‌‌‌ ​‍​ ‍ ‌ ‌​‌ ‍‌‌ ​​‌‍‌‌​ ‌‌‍‌‍‌‍ ‌‍ ‌ ‌​‌‍‌‌‌ ​‍​ ‍ ‌ ​​‌‍​‌‌ ‌​‌‍‍​​ ‌‌‍​ ‌‍ ‌‍ ​‌ ‌‌‌‍ ‌‌‍ ‍‌ ​ ​‍‌‌​ ‌‌‌​​‍‌‌ ‌‍‍ ‌‍‌‌‌ ‍‌​‍‌‌​ ​ ‌​‌​​‍‌‌​ ​ ‌​‌​​‍‌‌​ ​‍​ ​‍‌‍​ ​ ​ ​ ‌​​ ​​‌‍​ ​ ‌‍‌‍‌​​ ‌​‌‍‌‍‌‍‌‌‌‍‌‌‌‍‌​​‍‌‌​ ​‍​ ​‍​‍‌‌​ ‌‌‌​‌​​‍ ‍‌‍ ​‌‍‍‌‌‍ ‍‌‍‍ ‌ ​ ​‍‌‌​ ‌‌‌​​‍‌‌ ‌‍‍ ‌‍‌‌‌ ‍‌​‍‌‌​ ​ ‌​‌​​‍‌‌​ ​ ‌​‌​​‍‌‌​ ​‍​ ​‍‌‍‌‌‌‍‌‌​ ​‌‌‍​ ‌‍​ ​ ​​‌‍‌​‌‍‌‌‌‍​‍‌‍​‌​ ‍​‌‍‌‌‌‍​‍‌‍​‍‌‍‌‍​ ‍​‌‍‌‍‌‍‌​​ ​‌‌‍‌‌​ ​​​ ​ ​ ​​​ ‌‌​ ‍‌​ ​ ​ ‍‌​ ‌ ‌‍​‌​ ‍‌‌‍‌​​ ​​​‍‌‌​ ​‍​ ​‍​‍‌‌​ ‌‌‌​‌​​‍ ‍‌‍ ‍‌‍​‌‌‍ ‌‌‍‌‌​ ‌‍​‍‌‍​‌‌ ​ ‌‍‌‌‌‌‌‌‌ ​‍‌‍ ​​ ‌‌‍‍​‌ ‌​‌ ‌​‌ ​​‌ ​ ​‍‌‌​ ​ ‌​​‌​‍‌‌​ ​‍‌​‌‍​‍‌‌​ ​‍‌​‌‍‌‍​ ‌‍‍​‌‍‌‌‌‍ ​‌ ​ ‌‍‌‌‌‍​‌‌ ​​‌‍‍‌‌‍‌‌‌ ​‍‌ ​ ​‍ ‍‌ ​ ‌‍​‌‌‍ ‍‌‍‍‌‌ ‌​‌ ‍‌​‍ ‍‌ ​ ‌ ‌​‌ ‌‌‌‍‌​‌‍‍‌‌‍ ​‍‌‍‌‍‍‌‌‍‌​​ ‌‌‍‌‍‌‍ ‌‍ ‌ ‌​‌‍‌‌‌ ​‍​‍‌‍‌ ‌​‌ ‍‌‌ ​​‌‍‌‌​ ‌‌‍‌‍‌‍ ‌‍ ‌ ‌​‌‍‌‌‌ ​‍​‍‌‍‌ ​​‌‍​‌‌ ‌​‌‍‍​​ ‌‌‍​ ‌‍ ‌‍ ​‌ ‌‌‌‍ ‌‌‍ ‍‌ ​ ​‍‌‌​ ‌‌‌​​‍‌‌ ‌‍‍ ‌‍‌‌‌ ‍‌​‍‌‌​ ​ ‌​‌​​‍‌‌​ ​ ‌​‌​​‍‌‌​ ​‍​ ​‍‌‍​ ​ ​ ​ ‌​​ ​​‌‍​ ​ ‌‍‌‍‌​​ ‌​‌‍‌‍‌‍‌‌‌‍‌‌‌‍‌​​‍‌‌​ ​‍​ ​‍​‍‌‌​ ‌‌‌​‌​​‍ ‍‌‍ ​‌‍‍‌‌‍ ‍‌‍‍ ‌ ​ ​‍‌‌​ ‌‌‌​​‍‌‌ ‌‍‍ ‌‍‌‌‌ ‍‌​‍‌‌​ ​ ‌​‌​​‍‌‌​ ​ ‌​‌​​‍‌‌​ ​‍​ ​‍‌‍‌‌‌‍‌‌​ ​‌‌‍​ ‌‍​ ​ ​​‌‍‌​‌‍‌‌‌‍​‍‌‍​‌​ ‍​‌‍‌‌‌‍​‍‌‍​‍‌‍‌‍​ ‍​‌‍‌‍‌‍‌​​ ​‌‌‍‌‌​ ​​​ ​ ​ ​​​ ‌‌​ ‍‌​ ​ ​ ‍‌​ ‌ ‌‍​‌​ ‍‌‌‍‌​​ ​​​‍‌‌​ ​‍​ ​‍​‍‌‌​ ‌‌‌​‌​​‍ ‍‌‍ ‍‌‍​‌‌‍ ‌‌‍‌‌​‍‌‍‌ ​​‌‍‌‌‌ ​‍‌ ​ ‌ ​​‌‍‌‌‌‍​ ‌ ‌​‌‍‍‌‌ ‌‍‌‍‌‌​ ‌‌ ​​‌ ‌‌‌‍​‍‌‍ ​‌‍‍‌‌ ​ ‌‍‍​‌‍‌‌‌‍‌​​‍​‍‌ ‌
Careers at Chelsea Piers​​​​‌ ‍ ​‍​‍‌‍ ‌ ​‍‌‍‍‌‌‍‌ ‌‍‍‌‌‍ ‍​‍​‍​ ‍‍​‍​‍‌ ​ ‌‍​‌‌‍ ‍‌‍‍‌‌ ‌​‌ ‍‌​‍ ‍‌‍‍‌‌‍ ​‍​‍​‍ ​​‍​‍‌‍‍​‌ ​‍‌‍‌‌‌‍‌‍​‍​‍​ ‍‍​‍​‍‌‍‍​‌ ‌​‌ ‌​‌ ​​‌ ​ ​ ‍‍​‍ ​‍ ‌‍​ ‌‍‍​‌‍‌‌‌‍ ​‌ ​ ‌‍‌‌‌‍​‌‌ ​​‌‍‍‌‌‍‌‌‌ ​‍‌ ​ ​‍ ‍‌ ​ ‌‍​‌‌‍ ‍‌‍‍‌‌ ‌​‌ ‍‌​‍ ‍‌ ​ ‌ ‌​‌ ‌‌‌‍‌​‌‍‍‌‌‍ ​‍ ‌‍‍‌‌‍ ‍‌ ‌​‌‍‌‌‌‍ ‍‌ ‌​​‍ ‌‍‌‌‌‍‌​‌‍‍‌‌ ‌​​‍ ‌‍ ‌‌‍ ‌‍‌​‌‍‌‌​ ‌‌ ​​‌ ​‍‌‍‌‌‌ ​ ‌‍‌‌‌‍ ‍‌ ‌​‌‍​‌‌ ‌​‌‍‍‌‌‍ ‌‍ ‍​ ‍ ‌‍‍‌‌‍‌​​ ‌‌‍‌‍‌‍ ‌‍ ‌ ‌​‌‍‌‌‌ ​‍​ ‍ ‌ ‌​‌ ‍‌‌ ​​‌‍‌‌​ ‌‌‍‌‍‌‍ ‌‍ ‌ ‌​‌‍‌‌‌ ​‍​ ‍ ‌ ​​‌‍​‌‌ ‌​‌‍‍​​ ‌‌‍​ ‌‍ ‌‍ ​‌ ‌‌‌‍ ‌‌‍ ‍‌ ​ ​‍‌‌​ ‌‌‌​​‍‌‌ ‌‍‍ ‌‍‌‌‌ ‍‌​‍‌‌​ ​ ‌​‌​​‍‌‌​ ​ ‌​‌​​‍‌‌​ ​‍​ ​‍‌‍​ ​ ​ ​ ‌​​ ​​‌‍​ ​ ‌‍‌‍‌​​ ‌​‌‍‌‍‌‍‌‌‌‍‌‌‌‍‌​​‍‌‌​ ​‍​ ​‍​‍‌‌​ ‌‌‌​‌​​‍ ‍‌‍ ​‌‍‍‌‌‍ ‍‌‍‍ ‌ ​ ​‍‌‌​ ‌‌‌​​‍‌‌ ‌‍‍ ‌‍‌‌‌ ‍‌​‍‌‌​ ​ ‌​‌​​‍‌‌​ ​ ‌​‌​​‍‌‌​ ​‍​ ​‍​ ‌​​ ‍‌​ ​ ​ ‍​‌‍‌‌​ ​​​ ‍​​ ‌‍‌‍​‌​ ​ ‌‍​‍‌‍​ ​‍‌‌​ ​‍​ ​‍​‍‌‌​ ‌‌‌​‌​​‍ ‍‌‍ ‍‌‍​‌‌‍ ‌‌‍‌‌​ ‌‍​‍‌‍​‌‌ ​ ‌‍‌‌‌‌‌‌‌ ​‍‌‍ ​​ ‌‌‍‍​‌ ‌​‌ ‌​‌ ​​‌ ​ ​‍‌‌​ ​ ‌​​‌​‍‌‌​ ​‍‌​‌‍​‍‌‌​ ​‍‌​‌‍‌‍​ ‌‍‍​‌‍‌‌‌‍ ​‌ ​ ‌‍‌‌‌‍​‌‌ ​​‌‍‍‌‌‍‌‌‌ ​‍‌ ​ ​‍ ‍‌ ​ ‌‍​‌‌‍ ‍‌‍‍‌‌ ‌​‌ ‍‌​‍ ‍‌ ​ ‌ ‌​‌ ‌‌‌‍‌​‌‍‍‌‌‍ ​‍‌‍‌‍‍‌‌‍‌​​ ‌‌‍‌‍‌‍ ‌‍ ‌ ‌​‌‍‌‌‌ ​‍​‍‌‍‌ ‌​‌ ‍‌‌ ​​‌‍‌‌​ ‌‌‍‌‍‌‍ ‌‍ ‌ ‌​‌‍‌‌‌ ​‍​‍‌‍‌ ​​‌‍​‌‌ ‌​‌‍‍​​ ‌‌‍​ ‌‍ ‌‍ ​‌ ‌‌‌‍ ‌‌‍ ‍‌ ​ ​‍‌‌​ ‌‌‌​​‍‌‌ ‌‍‍ ‌‍‌‌‌ ‍‌​‍‌‌​ ​ ‌​‌​​‍‌‌​ ​ ‌​‌​​‍‌‌​ ​‍​ ​‍‌‍​ ​ ​ ​ ‌​​ ​​‌‍​ ​ ‌‍‌‍‌​​ ‌​‌‍‌‍‌‍‌‌‌‍‌‌‌‍‌​​‍‌‌​ ​‍​ ​‍​‍‌‌​ ‌‌‌​‌​​‍ ‍‌‍ ​‌‍‍‌‌‍ ‍‌‍‍ ‌ ​ ​‍‌‌​ ‌‌‌​​‍‌‌ ‌‍‍ ‌‍‌‌‌ ‍‌​‍‌‌​ ​ ‌​‌​​‍‌‌​ ​ ‌​‌​​‍‌‌​ ​‍​ ​‍​ ‌​​ ‍‌​ ​ ​ ‍​‌‍‌‌​ ​​​ ‍​​ ‌‍‌‍​‌​ ​ ‌‍​‍‌‍​ ​‍‌‌​ ​‍​ ​‍​‍‌‌​ ‌‌‌​‌​​‍ ‍‌‍ ‍‌‍​‌‌‍ ‌‌‍‌‌​‍‌‍‌ ​​‌‍‌‌‌ ​‍‌ ​ ‌ ​​‌‍‌‌‌‍​ ‌ ‌​‌‍‍‌‌ ‌‍‌‍‌‌​ ‌‌ ​​‌ ‌‌‌‍​‍‌‍ ​‌‍‍‌‌ ​ ‌‍‍​‌‍‌‌‌‍‌​​‍​‍‌ ‌
Chelsea Piers Foundation​​​​‌ ‍ ​‍​‍‌‍ ‌ ​‍‌‍‍‌‌‍‌ ‌‍‍‌‌‍ ‍​‍​‍​ ‍‍​‍​‍‌ ​ ‌‍​‌‌‍ ‍‌‍‍‌‌ ‌​‌ ‍‌​‍ ‍‌‍‍‌‌‍ ​‍​‍​‍ ​​‍​‍‌‍‍​‌ ​‍‌‍‌‌‌‍‌‍​‍​‍​ ‍‍​‍​‍‌‍‍​‌ ‌​‌ ‌​‌ ​​‌ ​ ​ ‍‍​‍ ​‍ ‌‍​ ‌‍‍​‌‍‌‌‌‍ ​‌ ​ ‌‍‌‌‌‍​‌‌ ​​‌‍‍‌‌‍‌‌‌ ​‍‌ ​ ​‍ ‍‌ ​ ‌‍​‌‌‍ ‍‌‍‍‌‌ ‌​‌ ‍‌​‍ ‍‌ ​ ‌ ‌​‌ ‌‌‌‍‌​‌‍‍‌‌‍ ​‍ ‌‍‍‌‌‍ ‍‌ ‌​‌‍‌‌‌‍ ‍‌ ‌​​‍ ‌‍‌‌‌‍‌​‌‍‍‌‌ ‌​​‍ ‌‍ ‌‌‍ ‌‍‌​‌‍‌‌​ ‌‌ ​​‌ ​‍‌‍‌‌‌ ​ ‌‍‌‌‌‍ ‍‌ ‌​‌‍​‌‌ ‌​‌‍‍‌‌‍ ‌‍ ‍​ ‍ ‌‍‍‌‌‍‌​​ ‌‌‍‌‍‌‍ ‌‍ ‌ ‌​‌‍‌‌‌ ​‍​ ‍ ‌ ‌​‌ ‍‌‌ ​​‌‍‌‌​ ‌‌‍‌‍‌‍ ‌‍ ‌ ‌​‌‍‌‌‌ ​‍​ ‍ ‌ ​​‌‍​‌‌ ‌​‌‍‍​​ ‌‌‍​ ‌‍ ‌‍ ​‌ ‌‌‌‍ ‌‌‍ ‍‌ ​ ​‍‌‌​ ‌‌‌​​‍‌‌ ‌‍‍ ‌‍‌‌‌ ‍‌​‍‌‌​ ​ ‌​‌​​‍‌‌​ ​ ‌​‌​​‍‌‌​ ​‍​ ​‍‌‍​ ​ ​ ​ ‌​​ ​​‌‍​ ​ ‌‍‌‍‌​​ ‌​‌‍‌‍‌‍‌‌‌‍‌‌‌‍‌​​‍‌‌​ ​‍​ ​‍​‍‌‌​ ‌‌‌​‌​​‍ ‍‌‍ ​‌‍‍‌‌‍ ‍‌‍‍ ‌ ​ ​‍‌‌​ ‌‌‌​​‍‌‌ ‌‍‍ ‌‍‌‌‌ ‍‌​‍‌‌​ ​ ‌​‌​​‍‌‌​ ​ ‌​‌​​‍‌‌​ ​‍​ ​‍​ ‌ ​ ‌ ​ ‌​​ ‌ ‌‍‌‍​ ‌ ‌‍‌​​ ‍‌​ ​ ​ ‌ ​ ‌ ‌‍‌‌​‍‌‌​ ​‍​ ​‍​‍‌‌​ ‌‌‌​‌​​‍ ‍‌‍ ‍‌‍​‌‌‍ ‌‌‍‌‌​ ‌‍​‍‌‍​‌‌ ​ ‌‍‌‌‌‌‌‌‌ ​‍‌‍ ​​ ‌‌‍‍​‌ ‌​‌ ‌​‌ ​​‌ ​ ​‍‌‌​ ​ ‌​​‌​‍‌‌​ ​‍‌​‌‍​‍‌‌​ ​‍‌​‌‍‌‍​ ‌‍‍​‌‍‌‌‌‍ ​‌ ​ ‌‍‌‌‌‍​‌‌ ​​‌‍‍‌‌‍‌‌‌ ​‍‌ ​ ​‍ ‍‌ ​ ‌‍​‌‌‍ ‍‌‍‍‌‌ ‌​‌ ‍‌​‍ ‍‌ ​ ‌ ‌​‌ ‌‌‌‍‌​‌‍‍‌‌‍ ​‍‌‍‌‍‍‌‌‍‌​​ ‌‌‍‌‍‌‍ ‌‍ ‌ ‌​‌‍‌‌‌ ​‍​‍‌‍‌ ‌​‌ ‍‌‌ ​​‌‍‌‌​ ‌‌‍‌‍‌‍ ‌‍ ‌ ‌​‌‍‌‌‌ ​‍​‍‌‍‌ ​​‌‍​‌‌ ‌​‌‍‍​​ ‌‌‍​ ‌‍ ‌‍ ​‌ ‌‌‌‍ ‌‌‍ ‍‌ ​ ​‍‌‌​ ‌‌‌​​‍‌‌ ‌‍‍ ‌‍‌‌‌ ‍‌​‍‌‌​ ​ ‌​‌​​‍‌‌​ ​ ‌​‌​​‍‌‌​ ​‍​ ​‍‌‍​ ​ ​ ​ ‌​​ ​​‌‍​ ​ ‌‍‌‍‌​​ ‌​‌‍‌‍‌‍‌‌‌‍‌‌‌‍‌​​‍‌‌​ ​‍​ ​‍​‍‌‌​ ‌‌‌​‌​​‍ ‍‌‍ ​‌‍‍‌‌‍ ‍‌‍‍ ‌ ​ ​‍‌‌​ ‌‌‌​​‍‌‌ ‌‍‍ ‌‍‌‌‌ ‍‌​‍‌‌​ ​ ‌​‌​​‍‌‌​ ​ ‌​‌​​‍‌‌​ ​‍​ ​‍​ ‌ ​ ‌ ​ ‌​​ ‌ ‌‍‌‍​ ‌ ‌‍‌​​ ‍‌​ ​ ​ ‌ ​ ‌ ‌‍‌‌​‍‌‌​ ​‍​ ​‍​‍‌‌​ ‌‌‌​‌​​‍ ‍‌‍ ‍‌‍​‌‌‍ ‌‌‍‌‌​‍‌‍‌ ​​‌‍‌‌‌ ​‍‌ ​ ‌ ​​‌‍‌‌‌‍​ ‌ ‌​‌‍‍‌‌ ‌‍‌‍‌‌​ ‌‌ ​​‌ ‌‌‌‍​‍‌‍ ​‌‍‍‌‌ ​ ‌‍‍​‌‍‌‌‌‍‌​​‍​‍‌ ‌
Gift Cards​​​​‌ ‍ ​‍​‍‌‍ ‌ ​‍‌‍‍‌‌‍‌ ‌‍‍‌‌‍ ‍​‍​‍​ ‍‍​‍​‍‌ ​ ‌‍​‌‌‍ ‍‌‍‍‌‌ ‌​‌ ‍‌​‍ ‍‌‍‍‌‌‍ ​‍​‍​‍ ​​‍​‍‌‍‍​‌ ​‍‌‍‌‌‌‍‌‍​‍​‍​ ‍‍​‍​‍‌‍‍​‌ ‌​‌ ‌​‌ ​​‌ ​ ​ ‍‍​‍ ​‍ ‌‍​ ‌‍‍​‌‍‌‌‌‍ ​‌ ​ ‌‍‌‌‌‍​‌‌ ​​‌‍‍‌‌‍‌‌‌ ​‍‌ ​ ​‍ ‍‌ ​ ‌‍​‌‌‍ ‍‌‍‍‌‌ ‌​‌ ‍‌​‍ ‍‌ ​ ‌ ‌​‌ ‌‌‌‍‌​‌‍‍‌‌‍ ​‍ ‌‍‍‌‌‍ ‍‌ ‌​‌‍‌‌‌‍ ‍‌ ‌​​‍ ‌‍‌‌‌‍‌​‌‍‍‌‌ ‌​​‍ ‌‍ ‌‌‍ ‌‍‌​‌‍‌‌​ ‌‌ ​​‌ ​‍‌‍‌‌‌ ​ ‌‍‌‌‌‍ ‍‌ ‌​‌‍​‌‌ ‌​‌‍‍‌‌‍ ‌‍ ‍​ ‍ ‌‍‍‌‌‍‌​​ ‌‌‍‌‍‌‍ ‌‍ ‌ ‌​‌‍‌‌‌ ​‍​ ‍ ‌ ‌​‌ ‍‌‌ ​​‌‍‌‌​ ‌‌‍‌‍‌‍ ‌‍ ‌ ‌​‌‍‌‌‌ ​‍​ ‍ ‌ ​​‌‍​‌‌ ‌​‌‍‍​​ ‌‌‍​ ‌‍ ‌‍ ​‌ ‌‌‌‍ ‌‌‍ ‍‌ ​ ​‍‌‌​ ‌‌‌​​‍‌‌ ‌‍‍ ‌‍‌‌‌ ‍‌​‍‌‌​ ​ ‌​‌​​‍‌‌​ ​ ‌​‌​​‍‌‌​ ​‍​ ​‍‌‍​ ​ ​ ​ ‌​​ ​​‌‍​ ​ ‌‍‌‍‌​​ ‌​‌‍‌‍‌‍‌‌‌‍‌‌‌‍‌​​‍‌‌​ ​‍​ ​‍​‍‌‌​ ‌‌‌​‌​​‍ ‍‌‍ ​‌‍‍‌‌‍ ‍‌‍‍ ‌ ​ ​‍‌‌​ ‌‌‌​​‍‌‌ ‌‍‍ ‌‍‌‌‌ ‍‌​‍‌‌​ ​ ‌​‌​​‍‌‌​ ​ ‌​‌​​‍‌‌​ ​‍​ ​‍‌‍‌​​ ‍​‌‍​ ‌‍​‌​ ‌​​ ‍‌​ ​‌‌‍‌‍​ ‍​​ ​ ​ ​ ​ ​​​‍‌‌​ ​‍​ ​‍​‍‌‌​ ‌‌‌​‌​​‍ ‍‌‍ ‍‌‍​‌‌‍ ‌‌‍‌‌​ ‌‍​‍‌‍​‌‌ ​ ‌‍‌‌‌‌‌‌‌ ​‍‌‍ ​​ ‌‌‍‍​‌ ‌​‌ ‌​‌ ​​‌ ​ ​‍‌‌​ ​ ‌​​‌​‍‌‌​ ​‍‌​‌‍​‍‌‌​ ​‍‌​‌‍‌‍​ ‌‍‍​‌‍‌‌‌‍ ​‌ ​ ‌‍‌‌‌‍​‌‌ ​​‌‍‍‌‌‍‌‌‌ ​‍‌ ​ ​‍ ‍‌ ​ ‌‍​‌‌‍ ‍‌‍‍‌‌ ‌​‌ ‍‌​‍ ‍‌ ​ ‌ ‌​‌ ‌‌‌‍‌​‌‍‍‌‌‍ ​‍‌‍‌‍‍‌‌‍‌​​ ‌‌‍‌‍‌‍ ‌‍ ‌ ‌​‌‍‌‌‌ ​‍​‍‌‍‌ ‌​‌ ‍‌‌ ​​‌‍‌‌​ ‌‌‍‌‍‌‍ ‌‍ ‌ ‌​‌‍‌‌‌ ​‍​‍‌‍‌ ​​‌‍​‌‌ ‌​‌‍‍​​ ‌‌‍​ ‌‍ ‌‍ ​‌ ‌‌‌‍ ‌‌‍ ‍‌ ​ ​‍‌‌​ ‌‌‌​​‍‌‌ ‌‍‍ ‌‍‌‌‌ ‍‌​‍‌‌​ ​ ‌​‌​​‍‌‌​ ​ ‌​‌​​‍‌‌​ ​‍​ ​‍‌‍​ ​ ​ ​ ‌​​ ​​‌‍​ ​ ‌‍‌‍‌​​ ‌​‌‍‌‍‌‍‌‌‌‍‌‌‌‍‌​​‍‌‌​ ​‍​ ​‍​‍‌‌​ ‌‌‌​‌​​‍ ‍‌‍ ​‌‍‍‌‌‍ ‍‌‍‍ ‌ ​ ​‍‌‌​ ‌‌‌​​‍‌‌ ‌‍‍ ‌‍‌‌‌ ‍‌​‍‌‌​ ​ ‌​‌​​‍‌‌​ ​ ‌​‌​​‍‌‌​ ​‍​ ​‍‌‍‌​​ ‍​‌‍​ ‌‍​‌​ ‌​​ ‍‌​ ​‌‌‍‌‍​ ‍​​ ​ ​ ​ ​ ​​​‍‌‌​ ​‍​ ​‍​‍‌‌​ ‌‌‌​‌​​‍ ‍‌‍ ‍‌‍​‌‌‍ ‌‌‍‌‌​‍‌‍‌ ​​‌‍‌‌‌ ​‍‌ ​ ‌ ​​‌‍‌‌‌‍​ ‌ ‌​‌‍‍‌‌ ‌‍‌‍‌‌​ ‌‌ ​​‌ ‌‌‌‍​‍‌‍ ​‌‍‍‌‌ ​ ‌‍‍​‌‍‌‌‌‍‌​​‍​‍‌ ‌
More​​​​‌ ‍ ​‍​‍‌‍ ‌ ​‍‌‍‍‌‌‍‌ ‌‍‍‌‌‍ ‍​‍​‍​ ‍‍​‍​‍‌ ​ ‌‍​‌‌‍ ‍‌‍‍‌‌ ‌​‌ ‍‌​‍ ‍‌‍‍‌‌‍ ​‍​‍​‍ ​​‍​‍‌‍‍​‌ ​‍‌‍‌‌‌‍‌‍​‍​‍​ ‍‍​‍​‍‌‍‍​‌ ‌​‌ ‌​‌ ​​‌ ​ ​ ‍‍​‍ ​‍ ‌‍​ ‌‍‍​‌‍‌‌‌‍ ​‌ ​ ‌‍‌‌‌‍​‌‌ ​​‌‍‍‌‌‍‌‌‌ ​‍‌ ​ ​‍ ‍‌ ​ ‌‍​‌‌‍ ‍‌‍‍‌‌ ‌​‌ ‍‌​‍ ‍‌ ​ ‌ ‌​‌ ‌‌‌‍‌​‌‍‍‌‌‍ ​‍ ‌‍‍‌‌‍ ‍‌ ‌​‌‍‌‌‌‍ ‍‌ ‌​​‍ ‌‍‌‌‌‍‌​‌‍‍‌‌ ‌​​‍ ‌‍ ‌‌‍ ‌‍‌​‌‍‌‌​ ‌‌ ​​‌ ​‍‌‍‌‌‌ ​ ‌‍‌‌‌‍ ‍‌ ‌​‌‍​‌‌ ‌​‌‍‍‌‌‍ ‌‍ ‍​ ‍ ‌‍‍‌‌‍‌​​ ‌‌‍‌‍‌‍ ‌‍ ‌ ‌​‌‍‌‌‌ ​‍​ ‍ ‌ ‌​‌ ‍‌‌ ​​‌‍‌‌​ ‌‌‍‌‍‌‍ ‌‍ ‌ ‌​‌‍‌‌‌ ​‍​ ‍ ‌ ​​‌‍​‌‌ ‌​‌‍‍​​ ‌‌‍​ ‌‍ ‌‍ ​‌ ‌‌‌‍ ‌‌‍ ‍‌ ​ ​‍‌‌​ ‌‌‌​​‍‌‌ ‌‍‍ ‌‍‌‌‌ ‍‌​‍‌‌​ ​ ‌​‌​​‍‌‌​ ​ ‌​‌​​‍‌‌​ ​‍​ ​‍​ ‌‌​ ​ ​ ‌‌​ ‍‌‌‍​ ​ ​‍‌‍‌​​ ‍​‌‍​‌​ ‍​​ ​ ​ ​ ​‍‌‌​ ​‍​ ​‍​‍‌‌​ ‌‌‌​‌​​‍ ‍‌ ‌​‌‍‍‌‌ ‌​‌‍ ​‌‍‌‌​ ‌‍​‍‌‍​‌‌ ​ ‌‍‌‌‌‌‌‌‌ ​‍‌‍ ​​ ‌‌‍‍​‌ ‌​‌ ‌​‌ ​​‌ ​ ​‍‌‌​ ​ ‌​​‌​‍‌‌​ ​‍‌​‌‍​‍‌‌​ ​‍‌​‌‍‌‍​ ‌‍‍​‌‍‌‌‌‍ ​‌ ​ ‌‍‌‌‌‍​‌‌ ​​‌‍‍‌‌‍‌‌‌ ​‍‌ ​ ​‍ ‍‌ ​ ‌‍​‌‌‍ ‍‌‍‍‌‌ ‌​‌ ‍‌​‍ ‍‌ ​ ‌ ‌​‌ ‌‌‌‍‌​‌‍‍‌‌‍ ​‍‌‍‌‍‍‌‌‍‌​​ ‌‌‍‌‍‌‍ ‌‍ ‌ ‌​‌‍‌‌‌ ​‍​‍‌‍‌ ‌​‌ ‍‌‌ ​​‌‍‌‌​ ‌‌‍‌‍‌‍ ‌‍ ‌ ‌​‌‍‌‌‌ ​‍​‍‌‍‌ ​​‌‍​‌‌ ‌​‌‍‍​​ ‌‌‍​ ‌‍ ‌‍ ​‌ ‌‌‌‍ ‌‌‍ ‍‌ ​ ​‍‌‌​ ‌‌‌​​‍‌‌ ‌‍‍ ‌‍‌‌‌ ‍‌​‍‌‌​ ​ ‌​‌​​‍‌‌​ ​ ‌​‌​​‍‌‌​ ​‍​ ​‍​ ‌‌​ ​ ​ ‌‌​ ‍‌‌‍​ ​ ​‍‌‍‌​​ ‍​‌‍​‌​ ‍​​ ​ ​ ​ ​‍‌‌​ ​‍​ ​‍​‍‌‌​ ‌‌‌​‌​​‍ ‍‌ ‌​‌‍‍‌‌ ‌​‌‍ ​‌‍‌‌​‍‌‍‌ ​​‌‍‌‌‌ ​‍‌ ​ ‌ ​​‌‍‌‌‌‍​ ‌ ‌​‌‍‍‌‌ ‌‍‌‍‌‌​ ‌‌ ​​‌ ‌‌‌‍​‍‌‍ ​‌‍‍‌‌ ​ ‌‍‍​‌‍‌‌‌‍‌​​‍​‍‌ ‌
Summer Camps​​​​‌ ‍ ​‍​‍‌‍ ‌ ​‍‌‍‍‌‌‍‌ ‌‍‍‌‌‍ ‍​‍​‍​ ‍‍​‍​‍‌ ​ ‌‍​‌‌‍ ‍‌‍‍‌‌ ‌​‌ ‍‌​‍ ‍‌‍‍‌‌‍ ​‍​‍​‍ ​​‍​‍‌‍‍​‌ ​‍‌‍‌‌‌‍‌‍​‍​‍​ ‍‍​‍​‍‌‍‍​‌ ‌​‌ ‌​‌ ​​‌ ​ ​ ‍‍​‍ ​‍ ‌‍​ ‌‍‍​‌‍‌‌‌‍ ​‌ ​ ‌‍‌‌‌‍​‌‌ ​​‌‍‍‌‌‍‌‌‌ ​‍‌ ​ ​‍ ‍‌ ​ ‌‍​‌‌‍ ‍‌‍‍‌‌ ‌​‌ ‍‌​‍ ‍‌ ​ ‌ ‌​‌ ‌‌‌‍‌​‌‍‍‌‌‍ ​‍ ‌‍‍‌‌‍ ‍‌ ‌​‌‍‌‌‌‍ ‍‌ ‌​​‍ ‌‍‌‌‌‍‌​‌‍‍‌‌ ‌​​‍ ‌‍ ‌‌‍ ‌‍‌​‌‍‌‌​ ‌‌ ​​‌ ​‍‌‍‌‌‌ ​ ‌‍‌‌‌‍ ‍‌ ‌​‌‍​‌‌ ‌​‌‍‍‌‌‍ ‌‍ ‍​ ‍ ‌‍‍‌‌‍‌​​ ‌‌‍‌‍‌‍ ‌‍ ‌ ‌​‌‍‌‌‌ ​‍​ ‍ ‌ ‌​‌ ‍‌‌ ​​‌‍‌‌​ ‌‌‍‌‍‌‍ ‌‍ ‌ ‌​‌‍‌‌‌ ​‍​ ‍ ‌ ​​‌‍​‌‌ ‌​‌‍‍​​ ‌‌‍​ ‌‍ ‌‍ ​‌ ‌‌‌‍ ‌‌‍ ‍‌ ​ ​‍‌‌​ ‌‌‌​​‍‌‌ ‌‍‍ ‌‍‌‌‌ ‍‌​‍‌‌​ ​ ‌​‌​​‍‌‌​ ​ ‌​‌​​‍‌‌​ ​‍​ ​‍​ ‌‌​ ​ ​ ‌‌​ ‍‌‌‍​ ​ ​‍‌‍‌​​ ‍​‌‍​‌​ ‍​​ ​ ​ ​ ​‍‌‌​ ​‍​ ​‍​‍‌‌​ ‌‌‌​‌​​‍ ‍‌‍ ​‌‍‍‌‌‍ ‍‌‍‍ ‌ ​ ​‍‌‌​ ‌‌‌​​‍‌‌ ‌‍‍ ‌‍‌‌‌ ‍‌​‍‌‌​ ​ ‌​‌​​‍‌‌​ ​ ‌​‌​​‍‌‌​ ​‍​ ​‍‌‍​ ​ ‌​‌‍​ ‌‍​‌‌‍​ ​ ​​‌‍​‌​ ‌​​ ‌ ​ ‍‌​ ‌‍‌‍‌​​‍‌‌​ ​‍​ ​‍​‍‌‌​ ‌‌‌​‌​​‍ ‍‌‍ ‍‌‍​‌‌‍ ‌‌‍‌‌​ ‌‍​‍‌‍​‌‌ ​ ‌‍‌‌‌‌‌‌‌ ​‍‌‍ ​​ ‌‌‍‍​‌ ‌​‌ ‌​‌ ​​‌ ​ ​‍‌‌​ ​ ‌​​‌​‍‌‌​ ​‍‌​‌‍​‍‌‌​ ​‍‌​‌‍‌‍​ ‌‍‍​‌‍‌‌‌‍ ​‌ ​ ‌‍‌‌‌‍​‌‌ ​​‌‍‍‌‌‍‌‌‌ ​‍‌ ​ ​‍ ‍‌ ​ ‌‍​‌‌‍ ‍‌‍‍‌‌ ‌​‌ ‍‌​‍ ‍‌ ​ ‌ ‌​‌ ‌‌‌‍‌​‌‍‍‌‌‍ ​‍‌‍‌‍‍‌‌‍‌​​ ‌‌‍‌‍‌‍ ‌‍ ‌ ‌​‌‍‌‌‌ ​‍​‍‌‍‌ ‌​‌ ‍‌‌ ​​‌‍‌‌​ ‌‌‍‌‍‌‍ ‌‍ ‌ ‌​‌‍‌‌‌ ​‍​‍‌‍‌ ​​‌‍​‌‌ ‌​‌‍‍​​ ‌‌‍​ ‌‍ ‌‍ ​‌ ‌‌‌‍ ‌‌‍ ‍‌ ​ ​‍‌‌​ ‌‌‌​​‍‌‌ ‌‍‍ ‌‍‌‌‌ ‍‌​‍‌‌​ ​ ‌​‌​​‍‌‌​ ​ ‌​‌​​‍‌‌​ ​‍​ ​‍​ ‌‌​ ​ ​ ‌‌​ ‍‌‌‍​ ​ ​‍‌‍‌​​ ‍​‌‍​‌​ ‍​​ ​ ​ ​ ​‍‌‌​ ​‍​ ​‍​‍‌‌​ ‌‌‌​‌​​‍ ‍‌‍ ​‌‍‍‌‌‍ ‍‌‍‍ ‌ ​ ​‍‌‌​ ‌‌‌​​‍‌‌ ‌‍‍ ‌‍‌‌‌ ‍‌​‍‌‌​ ​ ‌​‌​​‍‌‌​ ​ ‌​‌​​‍‌‌​ ​‍​ ​‍‌‍​ ​ ‌​‌‍​ ‌‍​‌‌‍​ ​ ​​‌‍​‌​ ‌​​ ‌ ​ ‍‌​ ‌‍‌‍‌​​‍‌‌​ ​‍​ ​‍​‍‌‌​ ‌‌‌​‌​​‍ ‍‌‍ ‍‌‍​‌‌‍ ‌‌‍‌‌​‍‌‍‌ ​​‌‍‌‌‌ ​‍‌ ​ ‌ ​​‌‍‌‌‌‍​ ‌ ‌​‌‍‍‌‌ ‌‍‌‍‌‌​ ‌‌ ​​‌ ‌‌‌‍​‍‌‍ ​‌‍‍‌‌ ​ ‌‍‍​‌‍‌‌‌‍‌​​‍​‍‌ ‌
Daycare + Preschool​​​​‌ ‍ ​‍​‍‌‍ ‌ ​‍‌‍‍‌‌‍‌ ‌‍‍‌‌‍ ‍​‍​‍​ ‍‍​‍​‍‌ ​ ‌‍​‌‌‍ ‍‌‍‍‌‌ ‌​‌ ‍‌​‍ ‍‌‍‍‌‌‍ ​‍​‍​‍ ​​‍​‍‌‍‍​‌ ​‍‌‍‌‌‌‍‌‍​‍​‍​ ‍‍​‍​‍‌‍‍​‌ ‌​‌ ‌​‌ ​​‌ ​ ​ ‍‍​‍ ​‍ ‌‍​ ‌‍‍​‌‍‌‌‌‍ ​‌ ​ ‌‍‌‌‌‍​‌‌ ​​‌‍‍‌‌‍‌‌‌ ​‍‌ ​ ​‍ ‍‌ ​ ‌‍​‌‌‍ ‍‌‍‍‌‌ ‌​‌ ‍‌​‍ ‍‌ ​ ‌ ‌​‌ ‌‌‌‍‌​‌‍‍‌‌‍ ​‍ ‌‍‍‌‌‍ ‍‌ ‌​‌‍‌‌‌‍ ‍‌ ‌​​‍ ‌‍‌‌‌‍‌​‌‍‍‌‌ ‌​​‍ ‌‍ ‌‌‍ ‌‍‌​‌‍‌‌​ ‌‌ ​​‌ ​‍‌‍‌‌‌ ​ ‌‍‌‌‌‍ ‍‌ ‌​‌‍​‌‌ ‌​‌‍‍‌‌‍ ‌‍ ‍​ ‍ ‌‍‍‌‌‍‌​​ ‌‌‍‌‍‌‍ ‌‍ ‌ ‌​‌‍‌‌‌ ​‍​ ‍ ‌ ‌​‌ ‍‌‌ ​​‌‍‌‌​ ‌‌‍‌‍‌‍ ‌‍ ‌ ‌​‌‍‌‌‌ ​‍​ ‍ ‌ ​​‌‍​‌‌ ‌​‌‍‍​​ ‌‌‍​ ‌‍ ‌‍ ​‌ ‌‌‌‍ ‌‌‍ ‍‌ ​ ​‍‌‌​ ‌‌‌​​‍‌‌ ‌‍‍ ‌‍‌‌‌ ‍‌​‍‌‌​ ​ ‌​‌​​‍‌‌​ ​ ‌​‌​​‍‌‌​ ​‍​ ​‍​ ‌‌​ ​ ​ ‌‌​ ‍‌‌‍​ ​ ​‍‌‍‌​​ ‍​‌‍​‌​ ‍​​ ​ ​ ​ ​‍‌‌​ ​‍​ ​‍​‍‌‌​ ‌‌‌​‌​​‍ ‍‌‍ ​‌‍‍‌‌‍ ‍‌‍‍ ‌ ​ ​‍‌‌​ ‌‌‌​​‍‌‌ ‌‍‍ ‌‍‌‌‌ ‍‌​‍‌‌​ ​ ‌​‌​​‍‌‌​ ​ ‌​‌​​‍‌‌​ ​‍​ ​‍​ ​ ​ ​‌​ ‍​​ ​ ​ ​ ​ ​‍​ ​ ‌‍​‌​ ‌‍​ ‌‍​ ‌‍‌‍​‌​‍‌‌​ ​‍​ ​‍​‍‌‌​ ‌‌‌​‌​​‍ ‍‌‍ ‍‌‍​‌‌‍ ‌‌‍‌‌​ ‌‍​‍‌‍​‌‌ ​ ‌‍‌‌‌‌‌‌‌ ​‍‌‍ ​​ ‌‌‍‍​‌ ‌​‌ ‌​‌ ​​‌ ​ ​‍‌‌​ ​ ‌​​‌​‍‌‌​ ​‍‌​‌‍​‍‌‌​ ​‍‌​‌‍‌‍​ ‌‍‍​‌‍‌‌‌‍ ​‌ ​ ‌‍‌‌‌‍​‌‌ ​​‌‍‍‌‌‍‌‌‌ ​‍‌ ​ ​‍ ‍‌ ​ ‌‍​‌‌‍ ‍‌‍‍‌‌ ‌​‌ ‍‌​‍ ‍‌ ​ ‌ ‌​‌ ‌‌‌‍‌​‌‍‍‌‌‍ ​‍‌‍‌‍‍‌‌‍‌​​ ‌‌‍‌‍‌‍ ‌‍ ‌ ‌​‌‍‌‌‌ ​‍​‍‌‍‌ ‌​‌ ‍‌‌ ​​‌‍‌‌​ ‌‌‍‌‍‌‍ ‌‍ ‌ ‌​‌‍‌‌‌ ​‍​‍‌‍‌ ​​‌‍​‌‌ ‌​‌‍‍​​ ‌‌‍​ ‌‍ ‌‍ ​‌ ‌‌‌‍ ‌‌‍ ‍‌ ​ ​‍‌‌​ ‌‌‌​​‍‌‌ ‌‍‍ ‌‍‌‌‌ ‍‌​‍‌‌​ ​ ‌​‌​​‍‌‌​ ​ ‌​‌​​‍‌‌​ ​‍​ ​‍​ ‌‌​ ​ ​ ‌‌​ ‍‌‌‍​ ​ ​‍‌‍‌​​ ‍​‌‍​‌​ ‍​​ ​ ​ ​ ​‍‌‌​ ​‍​ ​‍​‍‌‌​ ‌‌‌​‌​​‍ ‍‌‍ ​‌‍‍‌‌‍ ‍‌‍‍ ‌ ​ ​‍‌‌​ ‌‌‌​​‍‌‌ ‌‍‍ ‌‍‌‌‌ ‍‌​‍‌‌​ ​ ‌​‌​​‍‌‌​ ​ ‌​‌​​‍‌‌​ ​‍​ ​‍​ ​ ​ ​‌​ ‍​​ ​ ​ ​ ​ ​‍​ ​ ‌‍​‌​ ‌‍​ ‌‍​ ‌‍‌‍​‌​‍‌‌​ ​‍​ ​‍​‍‌‌​ ‌‌‌​‌​​‍ ‍‌‍ ‍‌‍​‌‌‍ ‌‌‍‌‌​‍‌‍‌ ​​‌‍‌‌‌ ​‍‌ ​ ‌ ​​‌‍‌‌‌‍​ ‌ ‌​‌‍‍‌‌ ‌‍‌‍‌‌​ ‌‌ ​​‌ ‌‌‌‍​‍‌‍ ​‌‍‍‌‌ ​ ‌‍‍​‌‍‌‌‌‍‌​​‍​‍‌ ‌
Parking​​​​‌ ‍ ​‍​‍‌‍ ‌ ​‍‌‍‍‌‌‍‌ ‌‍‍‌‌‍ ‍​‍​‍​ ‍‍​‍​‍‌ ​ ‌‍​‌‌‍ ‍‌‍‍‌‌ ‌​‌ ‍‌​‍ ‍‌‍‍‌‌‍ ​‍​‍​‍ ​​‍​‍‌‍‍​‌ ​‍‌‍‌‌‌‍‌‍​‍​‍​ ‍‍​‍​‍‌‍‍​‌ ‌​‌ ‌​‌ ​​‌ ​ ​ ‍‍​‍ ​‍ ‌‍​ ‌‍‍​‌‍‌‌‌‍ ​‌ ​ ‌‍‌‌‌‍​‌‌ ​​‌‍‍‌‌‍‌‌‌ ​‍‌ ​ ​‍ ‍‌ ​ ‌‍​‌‌‍ ‍‌‍‍‌‌ ‌​‌ ‍‌​‍ ‍‌ ​ ‌ ‌​‌ ‌‌‌‍‌​‌‍‍‌‌‍ ​‍ ‌‍‍‌‌‍ ‍‌ ‌​‌‍‌‌‌‍ ‍‌ ‌​​‍ ‌‍‌‌‌‍‌​‌‍‍‌‌ ‌​​‍ ‌‍ ‌‌‍ ‌‍‌​‌‍‌‌​ ‌‌ ​​‌ ​‍‌‍‌‌‌ ​ ‌‍‌‌‌‍ ‍‌ ‌​‌‍​‌‌ ‌​‌‍‍‌‌‍ ‌‍ ‍​ ‍ ‌‍‍‌‌‍‌​​ ‌‌‍‌‍‌‍ ‌‍ ‌ ‌​‌‍‌‌‌ ​‍​ ‍ ‌ ‌​‌ ‍‌‌ ​​‌‍‌‌​ ‌‌‍‌‍‌‍ ‌‍ ‌ ‌​‌‍‌‌‌ ​‍​ ‍ ‌ ​​‌‍​‌‌ ‌​‌‍‍​​ ‌‌‍​ ‌‍ ‌‍ ​‌ ‌‌‌‍ ‌‌‍ ‍‌ ​ ​‍‌‌​ ‌‌‌​​‍‌‌ ‌‍‍ ‌‍‌‌‌ ‍‌​‍‌‌​ ​ ‌​‌​​‍‌‌​ ​ ‌​‌​​‍‌‌​ ​‍​ ​‍​ ‌‌​ ​ ​ ‌‌​ ‍‌‌‍​ ​ ​‍‌‍‌​​ ‍​‌‍​‌​ ‍​​ ​ ​ ​ ​‍‌‌​ ​‍​ ​‍​‍‌‌​ ‌‌‌​‌​​‍ ‍‌‍ ​‌‍‍‌‌‍ ‍‌‍‍ ‌ ​ ​‍‌‌​ ‌‌‌​​‍‌‌ ‌‍‍ ‌‍‌‌‌ ‍‌​‍‌‌​ ​ ‌​‌​​‍‌‌​ ​ ‌​‌​​‍‌‌​ ​‍​ ​‍‌‍​‍​ ​​‌‍‌‍​ ‌‍‌‍‌‍​ ​‌‌‍‌‌‌‍‌‍​ ‌ ​ ​‌‌‍‌‍‌‍‌​​‍‌‌​ ​‍​ ​‍​‍‌‌​ ‌‌‌​‌​​‍ ‍‌‍ ‍‌‍​‌‌‍ ‌‌‍‌‌​ ‌‍​‍‌‍​‌‌ ​ ‌‍‌‌‌‌‌‌‌ ​‍‌‍ ​​ ‌‌‍‍​‌ ‌​‌ ‌​‌ ​​‌ ​ ​‍‌‌​ ​ ‌​​‌​‍‌‌​ ​‍‌​‌‍​‍‌‌​ ​‍‌​‌‍‌‍​ ‌‍‍​‌‍‌‌‌‍ ​‌ ​ ‌‍‌‌‌‍​‌‌ ​​‌‍‍‌‌‍‌‌‌ ​‍‌ ​ ​‍ ‍‌ ​ ‌‍​‌‌‍ ‍‌‍‍‌‌ ‌​‌ ‍‌​‍ ‍‌ ​ ‌ ‌​‌ ‌‌‌‍‌​‌‍‍‌‌‍ ​‍‌‍‌‍‍‌‌‍‌​​ ‌‌‍‌‍‌‍ ‌‍ ‌ ‌​‌‍‌‌‌ ​‍​‍‌‍‌ ‌​‌ ‍‌‌ ​​‌‍‌‌​ ‌‌‍‌‍‌‍ ‌‍ ‌ ‌​‌‍‌‌‌ ​‍​‍‌‍‌ ​​‌‍​‌‌ ‌​‌‍‍​​ ‌‌‍​ ‌‍ ‌‍ ​‌ ‌‌‌‍ ‌‌‍ ‍‌ ​ ​‍‌‌​ ‌‌‌​​‍‌‌ ‌‍‍ ‌‍‌‌‌ ‍‌​‍‌‌​ ​ ‌​‌​​‍‌‌​ ​ ‌​‌​​‍‌‌​ ​‍​ ​‍​ ‌‌​ ​ ​ ‌‌​ ‍‌‌‍​ ​ ​‍‌‍‌​​ ‍​‌‍​‌​ ‍​​ ​ ​ ​ ​‍‌‌​ ​‍​ ​‍​‍‌‌​ ‌‌‌​‌​​‍ ‍‌‍ ​‌‍‍‌‌‍ ‍‌‍‍ ‌ ​ ​‍‌‌​ ‌‌‌​​‍‌‌ ‌‍‍ ‌‍‌‌‌ ‍‌​‍‌‌​ ​ ‌​‌​​‍‌‌​ ​ ‌​‌​​‍‌‌​ ​‍​ ​‍‌‍​‍​ ​​‌‍‌‍​ ‌‍‌‍‌‍​ ​‌‌‍‌‌‌‍‌‍​ ‌ ​ ​‌‌‍‌‍‌‍‌​​‍‌‌​ ​‍​ ​‍​‍‌‌​ ‌‌‌​‌​​‍ ‍‌‍ ‍‌‍​‌‌‍ ‌‌‍‌‌​‍‌‍‌ ​​‌‍‌‌‌ ​‍‌ ​ ‌ ​​‌‍‌‌‌‍​ ‌ ‌​‌‍‍‌‌ ‌‍‌‍‌‌​ ‌‌ ​​‌ ‌‌‌‍​‍‌‍ ​‌‍‍‌‌ ​ ‌‍‍​‌‍‌‌‌‍‌​​‍​‍‌ ‌
Dining​​​​‌ ‍ ​‍​‍‌‍ ‌ ​‍‌‍‍‌‌‍‌ ‌‍‍‌‌‍ ‍​‍​‍​ ‍‍​‍​‍‌ ​ ‌‍​‌‌‍ ‍‌‍‍‌‌ ‌​‌ ‍‌​‍ ‍‌‍‍‌‌‍ ​‍​‍​‍ ​​‍​‍‌‍‍​‌ ​‍‌‍‌‌‌‍‌‍​‍​‍​ ‍‍​‍​‍‌‍‍​‌ ‌​‌ ‌​‌ ​​‌ ​ ​ ‍‍​‍ ​‍ ‌‍​ ‌‍‍​‌‍‌‌‌‍ ​‌ ​ ‌‍‌‌‌‍​‌‌ ​​‌‍‍‌‌‍‌‌‌ ​‍‌ ​ ​‍ ‍‌ ​ ‌‍​‌‌‍ ‍‌‍‍‌‌ ‌​‌ ‍‌​‍ ‍‌ ​ ‌ ‌​‌ ‌‌‌‍‌​‌‍‍‌‌‍ ​‍ ‌‍‍‌‌‍ ‍‌ ‌​‌‍‌‌‌‍ ‍‌ ‌​​‍ ‌‍‌‌‌‍‌​‌‍‍‌‌ ‌​​‍ ‌‍ ‌‌‍ ‌‍‌​‌‍‌‌​ ‌‌ ​​‌ ​‍‌‍‌‌‌ ​ ‌‍‌‌‌‍ ‍‌ ‌​‌‍​‌‌ ‌​‌‍‍‌‌‍ ‌‍ ‍​ ‍ ‌‍‍‌‌‍‌​​ ‌‌‍‌‍‌‍ ‌‍ ‌ ‌​‌‍‌‌‌ ​‍​ ‍ ‌ ‌​‌ ‍‌‌ ​​‌‍‌‌​ ‌‌‍‌‍‌‍ ‌‍ ‌ ‌​‌‍‌‌‌ ​‍​ ‍ ‌ ​​‌‍​‌‌ ‌​‌‍‍​​ ‌‌‍​ ‌‍ ‌‍ ​‌ ‌‌‌‍ ‌‌‍ ‍‌ ​ ​‍‌‌​ ‌‌‌​​‍‌‌ ‌‍‍ ‌‍‌‌‌ ‍‌​‍‌‌​ ​ ‌​‌​​‍‌‌​ ​ ‌​‌​​‍‌‌​ ​‍​ ​‍​ ‌‌​ ​ ​ ‌‌​ ‍‌‌‍​ ​ ​‍‌‍‌​​ ‍​‌‍​‌​ ‍​​ ​ ​ ​ ​‍‌‌​ ​‍​ ​‍​‍‌‌​ ‌‌‌​‌​​‍ ‍‌‍ ​‌‍‍‌‌‍ ‍‌‍‍ ‌ ​ ​‍‌‌​ ‌‌‌​​‍‌‌ ‌‍‍ ‌‍‌‌‌ ‍‌​‍‌‌​ ​ ‌​‌​​‍‌‌​ ​ ‌​‌​​‍‌‌​ ​‍​ ​‍​ ‍​‌‍‌‍‌‍‌​​ ‌‍​ ‍‌‌‍​‍‌‍‌‌​ ‌ ‌‍‌‍​ ‌​​ ‌​​ ​‍​‍‌‌​ ​‍​ ​‍​‍‌‌​ ‌‌‌​‌​​‍ ‍‌‍ ‍‌‍​‌‌‍ ‌‌‍‌‌​ ‌‍​‍‌‍​‌‌ ​ ‌‍‌‌‌‌‌‌‌ ​‍‌‍ ​​ ‌‌‍‍​‌ ‌​‌ ‌​‌ ​​‌ ​ ​‍‌‌​ ​ ‌​​‌​‍‌‌​ ​‍‌​‌‍​‍‌‌​ ​‍‌​‌‍‌‍​ ‌‍‍​‌‍‌‌‌‍ ​‌ ​ ‌‍‌‌‌‍​‌‌ ​​‌‍‍‌‌‍‌‌‌ ​‍‌ ​ ​‍ ‍‌ ​ ‌‍​‌‌‍ ‍‌‍‍‌‌ ‌​‌ ‍‌​‍ ‍‌ ​ ‌ ‌​‌ ‌‌‌‍‌​‌‍‍‌‌‍ ​‍‌‍‌‍‍‌‌‍‌​​ ‌‌‍‌‍‌‍ ‌‍ ‌ ‌​‌‍‌‌‌ ​‍​‍‌‍‌ ‌​‌ ‍‌‌ ​​‌‍‌‌​ ‌‌‍‌‍‌‍ ‌‍ ‌ ‌​‌‍‌‌‌ ​‍​‍‌‍‌ ​​‌‍​‌‌ ‌​‌‍‍​​ ‌‌‍​ ‌‍ ‌‍ ​‌ ‌‌‌‍ ‌‌‍ ‍‌ ​ ​‍‌‌​ ‌‌‌​​‍‌‌ ‌‍‍ ‌‍‌‌‌ ‍‌​‍‌‌​ ​ ‌​‌​​‍‌‌​ ​ ‌​‌​​‍‌‌​ ​‍​ ​‍​ ‌‌​ ​ ​ ‌‌​ ‍‌‌‍​ ​ ​‍‌‍‌​​ ‍​‌‍​‌​ ‍​​ ​ ​ ​ ​‍‌‌​ ​‍​ ​‍​‍‌‌​ ‌‌‌​‌​​‍ ‍‌‍ ​‌‍‍‌‌‍ ‍‌‍‍ ‌ ​ ​‍‌‌​ ‌‌‌​​‍‌‌ ‌‍‍ ‌‍‌‌‌ ‍‌​‍‌‌​ ​ ‌​‌​​‍‌‌​ ​ ‌​‌​​‍‌‌​ ​‍​ ​‍​ ‍​‌‍‌‍‌‍‌​​ ‌‍​ ‍‌‌‍​‍‌‍‌‌​ ‌ ‌‍‌‍​ ‌​​ ‌​​ ​‍​‍‌‌​ ​‍​ ​‍​‍‌‌​ ‌‌‌​‌​​‍ ‍‌‍ ‍‌‍​‌‌‍ ‌‌‍‌‌​‍‌‍‌ ​​‌‍‌‌‌ ​‍‌ ​ ‌ ​​‌‍‌‌‌‍​ ‌ ‌​‌‍‍‌‌ ‌‍‌‍‌‌​ ‌‌ ​​‌ ‌‌‌‍​‍‌‍ ​‌‍‍‌‌ ​ ‌‍‍​‌‍‌‌‌‍‌​​‍​‍‌ ‌
Attractions & Services​​​​‌ ‍ ​‍​‍‌‍ ‌ ​‍‌‍‍‌‌‍‌ ‌‍‍‌‌‍ ‍​‍​‍​ ‍‍​‍​‍‌ ​ ‌‍​‌‌‍ ‍‌‍‍‌‌ ‌​‌ ‍‌​‍ ‍‌‍‍‌‌‍ ​‍​‍​‍ ​​‍​‍‌‍‍​‌ ​‍‌‍‌‌‌‍‌‍​‍​‍​ ‍‍​‍​‍‌‍‍​‌ ‌​‌ ‌​‌ ​​‌ ​ ​ ‍‍​‍ ​‍ ‌‍​ ‌‍‍​‌‍‌‌‌‍ ​‌ ​ ‌‍‌‌‌‍​‌‌ ​​‌‍‍‌‌‍‌‌‌ ​‍‌ ​ ​‍ ‍‌ ​ ‌‍​‌‌‍ ‍‌‍‍‌‌ ‌​‌ ‍‌​‍ ‍‌ ​ ‌ ‌​‌ ‌‌‌‍‌​‌‍‍‌‌‍ ​‍ ‌‍‍‌‌‍ ‍‌ ‌​‌‍‌‌‌‍ ‍‌ ‌​​‍ ‌‍‌‌‌‍‌​‌‍‍‌‌ ‌​​‍ ‌‍ ‌‌‍ ‌‍‌​‌‍‌‌​ ‌‌ ​​‌ ​‍‌‍‌‌‌ ​ ‌‍‌‌‌‍ ‍‌ ‌​‌‍​‌‌ ‌​‌‍‍‌‌‍ ‌‍ ‍​ ‍ ‌‍‍‌‌‍‌​​ ‌‌‍‌‍‌‍ ‌‍ ‌ ‌​‌‍‌‌‌ ​‍​ ‍ ‌ ‌​‌ ‍‌‌ ​​‌‍‌‌​ ‌‌‍‌‍‌‍ ‌‍ ‌ ‌​‌‍‌‌‌ ​‍​ ‍ ‌ ​​‌‍​‌‌ ‌​‌‍‍​​ ‌‌‍​ ‌‍ ‌‍ ​‌ ‌‌‌‍ ‌‌‍ ‍‌ ​ ​‍‌‌​ ‌‌‌​​‍‌‌ ‌‍‍ ‌‍‌‌‌ ‍‌​‍‌‌​ ​ ‌​‌​​‍‌‌​ ​ ‌​‌​​‍‌‌​ ​‍​ ​‍​ ‌‌​ ​ ​ ‌‌​ ‍‌‌‍​ ​ ​‍‌‍‌​​ ‍​‌‍​‌​ ‍​​ ​ ​ ​ ​‍‌‌​ ​‍​ ​‍​‍‌‌​ ‌‌‌​‌​​‍ ‍‌‍ ​‌‍‍‌‌‍ ‍‌‍‍ ‌ ​ ​‍‌‌​ ‌‌‌​​‍‌‌ ‌‍‍ ‌‍‌‌‌ ‍‌​‍‌‌​ ​ ‌​‌​​‍‌‌​ ​ ‌​‌​​‍‌‌​ ​‍​ ​‍​ ​​​ ​ ​ ‍‌​ ‍‌​ ​‍​ ‌​‌‍​‍​ ‌ ​ ​‍​ ‌ ‌‍​‍‌‍‌​​‍‌‌​ ​‍​ ​‍​‍‌‌​ ‌‌‌​‌​​‍ ‍‌‍ ‍‌‍​‌‌‍ ‌‌‍‌‌​ ‌‍​‍‌‍​‌‌ ​ ‌‍‌‌‌‌‌‌‌ ​‍‌‍ ​​ ‌‌‍‍​‌ ‌​‌ ‌​‌ ​​‌ ​ ​‍‌‌​ ​ ‌​​‌​‍‌‌​ ​‍‌​‌‍​‍‌‌​ ​‍‌​‌‍‌‍​ ‌‍‍​‌‍‌‌‌‍ ​‌ ​ ‌‍‌‌‌‍​‌‌ ​​‌‍‍‌‌‍‌‌‌ ​‍‌ ​ ​‍ ‍‌ ​ ‌‍​‌‌‍ ‍‌‍‍‌‌ ‌​‌ ‍‌​‍ ‍‌ ​ ‌ ‌​‌ ‌‌‌‍‌​‌‍‍‌‌‍ ​‍‌‍‌‍‍‌‌‍‌​​ ‌‌‍‌‍‌‍ ‌‍ ‌ ‌​‌‍‌‌‌ ​‍​‍‌‍‌ ‌​‌ ‍‌‌ ​​‌‍‌‌​ ‌‌‍‌‍‌‍ ‌‍ ‌ ‌​‌‍‌‌‌ ​‍​‍‌‍‌ ​​‌‍​‌‌ ‌​‌‍‍​​ ‌‌‍​ ‌‍ ‌‍ ​‌ ‌‌‌‍ ‌‌‍ ‍‌ ​ ​‍‌‌​ ‌‌‌​​‍‌‌ ‌‍‍ ‌‍‌‌‌ ‍‌​‍‌‌​ ​ ‌​‌​​‍‌‌​ ​ ‌​‌​​‍‌‌​ ​‍​ ​‍​ ‌‌​ ​ ​ ‌‌​ ‍‌‌‍​ ​ ​‍‌‍‌​​ ‍​‌‍​‌​ ‍​​ ​ ​ ​ ​‍‌‌​ ​‍​ ​‍​‍‌‌​ ‌‌‌​‌​​‍ ‍‌‍ ​‌‍‍‌‌‍ ‍‌‍‍ ‌ ​ ​‍‌‌​ ‌‌‌​​‍‌‌ ‌‍‍ ‌‍‌‌‌ ‍‌​‍‌‌​ ​ ‌​‌​​‍‌‌​ ​ ‌​‌​​‍‌‌​ ​‍​ ​‍​ ​​​ ​ ​ ‍‌​ ‍‌​ ​‍​ ‌​‌‍​‍​ ‌ ​ ​‍​ ‌ ‌‍​‍‌‍‌​​‍‌‌​ ​‍​ ​‍​‍‌‌​ ‌‌‌​‌​​‍ ‍‌‍ ‍‌‍​‌‌‍ ‌‌‍‌‌​‍‌‍‌ ​​‌‍‌‌‌ ​‍‌ ​ ‌ ​​‌‍‌‌‌‍​ ‌ ‌​‌‍‍‌‌ ‌‍‌‍‌‌​ ‌‌ ​​‌ ‌‌‌‍​‍‌‍ ​‌‍‍‌‌ ​ ‌‍‍​‌‍‌‌‌‍‌​​‍​‍‌ ‌
Stay in Touch​​​​‌ ‍ ​‍​‍‌‍ ‌ ​‍‌‍‍‌‌‍‌ ‌‍‍‌‌‍ ‍​‍​‍​ ‍‍​‍​‍‌ ​ ‌‍​‌‌‍ ‍‌‍‍‌‌ ‌​‌ ‍‌​‍ ‍‌‍‍‌‌‍ ​‍​‍​‍ ​​‍​‍‌‍‍​‌ ​‍‌‍‌‌‌‍‌‍​‍​‍​ ‍‍​‍​‍‌‍‍​‌ ‌​‌ ‌​‌ ​​‌ ​ ​ ‍‍​‍ ​‍ ‌‍​ ‌‍‍​‌‍‌‌‌‍ ​‌ ​ ‌‍‌‌‌‍​‌‌ ​​‌‍‍‌‌‍‌‌‌ ​‍‌ ​ ​‍ ‍‌ ​ ‌‍​‌‌‍ ‍‌‍‍‌‌ ‌​‌ ‍‌​‍ ‍‌ ​ ‌ ‌​‌ ‌‌‌‍‌​‌‍‍‌‌‍ ​‍ ‌‍‍‌‌‍ ‍‌ ‌​‌‍‌‌‌‍ ‍‌ ‌​​‍ ‌‍‌‌‌‍‌​‌‍‍‌‌ ‌​​‍ ‌‍ ‌‌‍ ‌‍‌​‌‍‌‌​ ‌‌ ​​‌ ​‍‌‍‌‌‌ ​ ‌‍‌‌‌‍ ‍‌ ‌​‌‍​‌‌ ‌​‌‍‍‌‌‍ ‌‍ ‍​ ‍ ‌‍‍‌‌‍‌​​ ‌‌‍‌‍‌‍ ‌‍ ‌ ‌​‌‍‌‌‌ ​‍​ ‍ ‌ ‌​‌ ‍‌‌ ​​‌‍‌‌​ ‌‌‍‌‍‌‍ ‌‍ ‌ ‌​‌‍‌‌‌ ​‍​ ‍ ‌ ​​‌‍​‌‌ ‌​‌‍‍​​ ‌‌‍​ ‌‍ ‌‍ ​‌ ‌‌‌‍ ‌‌‍ ‍‌ ​ ​‍‌‌​ ‌‌‌​​‍‌‌ ‌‍‍ ‌‍‌‌‌ ‍‌​‍‌‌​ ​ ‌​‌​​‍‌‌​ ​ ‌​‌​​‍‌‌​ ​‍​ ​‍​ ‍​‌‍​‍‌‍‌​​ ​‌‌‍​‍‌‍‌‌‌‍‌‌‌‍‌​‌‍​‌​ ​‍‌‍‌‌‌‍​‌​‍‌‌​ ​‍​ ​‍​‍‌‌​ ‌‌‌​‌​​‍ ‍‌ ‌​‌‍‍‌‌ ‌​‌‍ ​‌‍‌‌​ ‌‍​‍‌‍​‌‌ ​ ‌‍‌‌‌‌‌‌‌ ​‍‌‍ ​​ ‌‌‍‍​‌ ‌​‌ ‌​‌ ​​‌ ​ ​‍‌‌​ ​ ‌​​‌​‍‌‌​ ​‍‌​‌‍​‍‌‌​ ​‍‌​‌‍‌‍​ ‌‍‍​‌‍‌‌‌‍ ​‌ ​ ‌‍‌‌‌‍​‌‌ ​​‌‍‍‌‌‍‌‌‌ ​‍‌ ​ ​‍ ‍‌ ​ ‌‍​‌‌‍ ‍‌‍‍‌‌ ‌​‌ ‍‌​‍ ‍‌ ​ ‌ ‌​‌ ‌‌‌‍‌​‌‍‍‌‌‍ ​‍‌‍‌‍‍‌‌‍‌​​ ‌‌‍‌‍‌‍ ‌‍ ‌ ‌​‌‍‌‌‌ ​‍​‍‌‍‌ ‌​‌ ‍‌‌ ​​‌‍‌‌​ ‌‌‍‌‍‌‍ ‌‍ ‌ ‌​‌‍‌‌‌ ​‍​‍‌‍‌ ​​‌‍​‌‌ ‌​‌‍‍​​ ‌‌‍​ ‌‍ ‌‍ ​‌ ‌‌‌‍ ‌‌‍ ‍‌ ​ ​‍‌‌​ ‌‌‌​​‍‌‌ ‌‍‍ ‌‍‌‌‌ ‍‌​‍‌‌​ ​ ‌​‌​​‍‌‌​ ​ ‌​‌​​‍‌‌​ ​‍​ ​‍​ ‍​‌‍​‍‌‍‌​​ ​‌‌‍​‍‌‍‌‌‌‍‌‌‌‍‌​‌‍​‌​ ​‍‌‍‌‌‌‍​‌​‍‌‌​ ​‍​ ​‍​‍‌‌​ ‌‌‌​‌​​‍ ‍‌ ‌​‌‍‍‌‌ ‌​‌‍ ​‌‍‌‌​‍‌‍‌ ​​‌‍‌‌‌ ​‍‌ ​ ‌ ​​‌‍‌‌‌‍​ ‌ ‌​‌‍‍‌‌ ‌‍‌‍‌‌​ ‌‌ ​​‌ ‌‌‌‍​‍‌‍ ​‌‍‍‌‌ ​ ‌‍‍​‌‍‌‌‌‍‌​​‍​‍‌ ‌
News + Press​​​​‌ ‍ ​‍​‍‌‍ ‌ ​‍‌‍‍‌‌‍‌ ‌‍‍‌‌‍ ‍​‍​‍​ ‍‍​‍​‍‌ ​ ‌‍​‌‌‍ ‍‌‍‍‌‌ ‌​‌ ‍‌​‍ ‍‌‍‍‌‌‍ ​‍​‍​‍ ​​‍​‍‌‍‍​‌ ​‍‌‍‌‌‌‍‌‍​‍​‍​ ‍‍​‍​‍‌‍‍​‌ ‌​‌ ‌​‌ ​​‌ ​ ​ ‍‍​‍ ​‍ ‌‍​ ‌‍‍​‌‍‌‌‌‍ ​‌ ​ ‌‍‌‌‌‍​‌‌ ​​‌‍‍‌‌‍‌‌‌ ​‍‌ ​ ​‍ ‍‌ ​ ‌‍​‌‌‍ ‍‌‍‍‌‌ ‌​‌ ‍‌​‍ ‍‌ ​ ‌ ‌​‌ ‌‌‌‍‌​‌‍‍‌‌‍ ​‍ ‌‍‍‌‌‍ ‍‌ ‌​‌‍‌‌‌‍ ‍‌ ‌​​‍ ‌‍‌‌‌‍‌​‌‍‍‌‌ ‌​​‍ ‌‍ ‌‌‍ ‌‍‌​‌‍‌‌​ ‌‌ ​​‌ ​‍‌‍‌‌‌ ​ ‌‍‌‌‌‍ ‍‌ ‌​‌‍​‌‌ ‌​‌‍‍‌‌‍ ‌‍ ‍​ ‍ ‌‍‍‌‌‍‌​​ ‌‌‍‌‍‌‍ ‌‍ ‌ ‌​‌‍‌‌‌ ​‍​ ‍ ‌ ‌​‌ ‍‌‌ ​​‌‍‌‌​ ‌‌‍‌‍‌‍ ‌‍ ‌ ‌​‌‍‌‌‌ ​‍​ ‍ ‌ ​​‌‍​‌‌ ‌​‌‍‍​​ ‌‌‍​ ‌‍ ‌‍ ​‌ ‌‌‌‍ ‌‌‍ ‍‌ ​ ​‍‌‌​ ‌‌‌​​‍‌‌ ‌‍‍ ‌‍‌‌‌ ‍‌​‍‌‌​ ​ ‌​‌​​‍‌‌​ ​ ‌​‌​​‍‌‌​ ​‍​ ​‍​ ‍​‌‍​‍‌‍‌​​ ​‌‌‍​‍‌‍‌‌‌‍‌‌‌‍‌​‌‍​‌​ ​‍‌‍‌‌‌‍​‌​‍‌‌​ ​‍​ ​‍​‍‌‌​ ‌‌‌​‌​​‍ ‍‌‍ ​‌‍‍‌‌‍ ‍‌‍‍ ‌ ​ ​‍‌‌​ ‌‌‌​​‍‌‌ ‌‍‍ ‌‍‌‌‌ ‍‌​‍‌‌​ ​ ‌​‌​​‍‌‌​ ​ ‌​‌​​‍‌‌​ ​‍​ ​‍‌‍‌‍​ ‌‌​ ​‍​ ‍‌‌‍​‌‌‍‌​​ ‍​‌‍​‍​ ‍‌​ ​‍​ ‌​​ ​ ​‍‌‌​ ​‍​ ​‍​‍‌‌​ ‌‌‌​‌​​‍ ‍‌‍ ‍‌‍​‌‌‍ ‌‌‍‌‌​ ‌‍​‍‌‍​‌‌ ​ ‌‍‌‌‌‌‌‌‌ ​‍‌‍ ​​ ‌‌‍‍​‌ ‌​‌ ‌​‌ ​​‌ ​ ​‍‌‌​ ​ ‌​​‌​‍‌‌​ ​‍‌​‌‍​‍‌‌​ ​‍‌​‌‍‌‍​ ‌‍‍​‌‍‌‌‌‍ ​‌ ​ ‌‍‌‌‌‍​‌‌ ​​‌‍‍‌‌‍‌‌‌ ​‍‌ ​ ​‍ ‍‌ ​ ‌‍​‌‌‍ ‍‌‍‍‌‌ ‌​‌ ‍‌​‍ ‍‌ ​ ‌ ‌​‌ ‌‌‌‍‌​‌‍‍‌‌‍ ​‍‌‍‌‍‍‌‌‍‌​​ ‌‌‍‌‍‌‍ ‌‍ ‌ ‌​‌‍‌‌‌ ​‍​‍‌‍‌ ‌​‌ ‍‌‌ ​​‌‍‌‌​ ‌‌‍‌‍‌‍ ‌‍ ‌ ‌​‌‍‌‌‌ ​‍​‍‌‍‌ ​​‌‍​‌‌ ‌​‌‍‍​​ ‌‌‍​ ‌‍ ‌‍ ​‌ ‌‌‌‍ ‌‌‍ ‍‌ ​ ​‍‌‌​ ‌‌‌​​‍‌‌ ‌‍‍ ‌‍‌‌‌ ‍‌​‍‌‌​ ​ ‌​‌​​‍‌‌​ ​ ‌​‌​​‍‌‌​ ​‍​ ​‍​ ‍​‌‍​‍‌‍‌​​ ​‌‌‍​‍‌‍‌‌‌‍‌‌‌‍‌​‌‍​‌​ ​‍‌‍‌‌‌‍​‌​‍‌‌​ ​‍​ ​‍​‍‌‌​ ‌‌‌​‌​​‍ ‍‌‍ ​‌‍‍‌‌‍ ‍‌‍‍ ‌ ​ ​‍‌‌​ ‌‌‌​​‍‌‌ ‌‍‍ ‌‍‌‌‌ ‍‌​‍‌‌​ ​ ‌​‌​​‍‌‌​ ​ ‌​‌​​‍‌‌​ ​‍​ ​‍‌‍‌‍​ ‌‌​ ​‍​ ‍‌‌‍​‌‌‍‌​​ ‍​‌‍​‍​ ‍‌​ ​‍​ ‌​​ ​ ​‍‌‌​ ​‍​ ​‍​‍‌‌​ ‌‌‌​‌​​‍ ‍‌‍ ‍‌‍​‌‌‍ ‌‌‍‌‌​‍‌‍‌ ​​‌‍‌‌‌ ​‍‌ ​ ‌ ​​‌‍‌‌‌‍​ ‌ ‌​‌‍‍‌‌ ‌‍‌‍‌‌​ ‌‌ ​​‌ ‌‌‌‍​‍‌‍ ​‌‍‍‌‌ ​ ‌‍‍​‌‍‌‌‌‍‌​​‍​‍‌ ‌
@chelseapiersnyc​​​​‌ ‍ ​‍​‍‌‍ ‌ ​‍‌‍‍‌‌‍‌ ‌‍‍‌‌‍ ‍​‍​‍​ ‍‍​‍​‍‌ ​ ‌‍​‌‌‍ ‍‌‍‍‌‌ ‌​‌ ‍‌​‍ ‍‌‍‍‌‌‍ ​‍​‍​‍ ​​‍​‍‌‍‍​‌ ​‍‌‍‌‌‌‍‌‍​‍​‍​ ‍‍​‍​‍‌‍‍​‌ ‌​‌ ‌​‌ ​​‌ ​ ​ ‍‍​‍ ​‍ ‌‍​ ‌‍‍​‌‍‌‌‌‍ ​‌ ​ ‌‍‌‌‌‍​‌‌ ​​‌‍‍‌‌‍‌‌‌ ​‍‌ ​ ​‍ ‍‌ ​ ‌‍​‌‌‍ ‍‌‍‍‌‌ ‌​‌ ‍‌​‍ ‍‌ ​ ‌ ‌​‌ ‌‌‌‍‌​‌‍‍‌‌‍ ​‍ ‌‍‍‌‌‍ ‍‌ ‌​‌‍‌‌‌‍ ‍‌ ‌​​‍ ‌‍‌‌‌‍‌​‌‍‍‌‌ ‌​​‍ ‌‍ ‌‌‍ ‌‍‌​‌‍‌‌​ ‌‌ ​​‌ ​‍‌‍‌‌‌ ​ ‌‍‌‌‌‍ ‍‌ ‌​‌‍​‌‌ ‌​‌‍‍‌‌‍ ‌‍ ‍​ ‍ ‌‍‍‌‌‍‌​​ ‌‌‍‌‍‌‍ ‌‍ ‌ ‌​‌‍‌‌‌ ​‍​ ‍ ‌ ‌​‌ ‍‌‌ ​​‌‍‌‌​ ‌‌‍‌‍‌‍ ‌‍ ‌ ‌​‌‍‌‌‌ ​‍​ ‍ ‌ ​​‌‍​‌‌ ‌​‌‍‍​​ ‌‌‍​ ‌‍ ‌‍ ​‌ ‌‌‌‍ ‌‌‍ ‍‌ ​ ​‍‌‌​ ‌‌‌​​‍‌‌ ‌‍‍ ‌‍‌‌‌ ‍‌​‍‌‌​ ​ ‌​‌​​‍‌‌​ ​ ‌​‌​​‍‌‌​ ​‍​ ​‍​ ‍​‌‍​‍‌‍‌​​ ​‌‌‍​‍‌‍‌‌‌‍‌‌‌‍‌​‌‍​‌​ ​‍‌‍‌‌‌‍​‌​‍‌‌​ ​‍​ ​‍​‍‌‌​ ‌‌‌​‌​​‍ ‍‌‍ ​‌‍‍‌‌‍ ‍‌‍‍ ‌ ​ ​‍‌‌​ ‌‌‌​​‍‌‌ ‌‍‍ ‌‍‌‌‌ ‍‌​‍‌‌​ ​ ‌​‌​​‍‌‌​ ​ ‌​‌​​‍‌‌​ ​‍​ ​‍​ ‌​​ ​ ​ ​​‌‍‌‌‌‍​ ‌‍​‌​ ​​​ ‌​‌‍‌‌‌‍‌‍​ ‌​​ ‍‌​‍‌‌​ ​‍​ ​‍​‍‌‌​ ‌‌‌​‌​​‍ ‍‌‍ ‍‌‍​‌‌‍ ‌‌‍‌‌​ ‌‍​‍‌‍​‌‌ ​ ‌‍‌‌‌‌‌‌‌ ​‍‌‍ ​​ ‌‌‍‍​‌ ‌​‌ ‌​‌ ​​‌ ​ ​‍‌‌​ ​ ‌​​‌​‍‌‌​ ​‍‌​‌‍​‍‌‌​ ​‍‌​‌‍‌‍​ ‌‍‍​‌‍‌‌‌‍ ​‌ ​ ‌‍‌‌‌‍​‌‌ ​​‌‍‍‌‌‍‌‌‌ ​‍‌ ​ ​‍ ‍‌ ​ ‌‍​‌‌‍ ‍‌‍‍‌‌ ‌​‌ ‍‌​‍ ‍‌ ​ ‌ ‌​‌ ‌‌‌‍‌​‌‍‍‌‌‍ ​‍‌‍‌‍‍‌‌‍‌​​ ‌‌‍‌‍‌‍ ‌‍ ‌ ‌​‌‍‌‌‌ ​‍​‍‌‍‌ ‌​‌ ‍‌‌ ​​‌‍‌‌​ ‌‌‍‌‍‌‍ ‌‍ ‌ ‌​‌‍‌‌‌ ​‍​‍‌‍‌ ​​‌‍​‌‌ ‌​‌‍‍​​ ‌‌‍​ ‌‍ ‌‍ ​‌ ‌‌‌‍ ‌‌‍ ‍‌ ​ ​‍‌‌​ ‌‌‌​​‍‌‌ ‌‍‍ ‌‍‌‌‌ ‍‌​‍‌‌​ ​ ‌​‌​​‍‌‌​ ​ ‌​‌​​‍‌‌​ ​‍​ ​‍​ ‍​‌‍​‍‌‍‌​​ ​‌‌‍​‍‌‍‌‌‌‍‌‌‌‍‌​‌‍​‌​ ​‍‌‍‌‌‌‍​‌​‍‌‌​ ​‍​ ​‍​‍‌‌​ ‌‌‌​‌​​‍ ‍‌‍ ​‌‍‍‌‌‍ ‍‌‍‍ ‌ ​ ​‍‌‌​ ‌‌‌​​‍‌‌ ‌‍‍ ‌‍‌‌‌ ‍‌​‍‌‌​ ​ ‌​‌​​‍‌‌​ ​ ‌​‌​​‍‌‌​ ​‍​ ​‍​ ‌​​ ​ ​ ​​‌‍‌‌‌‍​ ‌‍​‌​ ​​​ ‌​‌‍‌‌‌‍‌‍​ ‌​​ ‍‌​‍‌‌​ ​‍​ ​‍​‍‌‌​ ‌‌‌​‌​​‍ ‍‌‍ ‍‌‍​‌‌‍ ‌‌‍‌‌​‍‌‍‌ ​​‌‍‌‌‌ ​‍‌ ​ ‌ ​​‌‍‌‌‌‍​ ‌ ‌​‌‍‍‌‌ ‌‍‌‍‌‌​ ‌‌ ​​‌ ‌‌‌‍​‍‌‍ ​‌‍‍‌‌ ​ ‌‍‍​‌‍‌‌‌‍‌​​‍​‍‌ ‌
@chelseapiersbrooklyn​​​​‌ ‍ ​‍​‍‌‍ ‌ ​‍‌‍‍‌‌‍‌ ‌‍‍‌‌‍ ‍​‍​‍​ ‍‍​‍​‍‌ ​ ‌‍​‌‌‍ ‍‌‍‍‌‌ ‌​‌ ‍‌​‍ ‍‌‍‍‌‌‍ ​‍​‍​‍ ​​‍​‍‌‍‍​‌ ​‍‌‍‌‌‌‍‌‍​‍​‍​ ‍‍​‍​‍‌‍‍​‌ ‌​‌ ‌​‌ ​​‌ ​ ​ ‍‍​‍ ​‍ ‌‍​ ‌‍‍​‌‍‌‌‌‍ ​‌ ​ ‌‍‌‌‌‍​‌‌ ​​‌‍‍‌‌‍‌‌‌ ​‍‌ ​ ​‍ ‍‌ ​ ‌‍​‌‌‍ ‍‌‍‍‌‌ ‌​‌ ‍‌​‍ ‍‌ ​ ‌ ‌​‌ ‌‌‌‍‌​‌‍‍‌‌‍ ​‍ ‌‍‍‌‌‍ ‍‌ ‌​‌‍‌‌‌‍ ‍‌ ‌​​‍ ‌‍‌‌‌‍‌​‌‍‍‌‌ ‌​​‍ ‌‍ ‌‌‍ ‌‍‌​‌‍‌‌​ ‌‌ ​​‌ ​‍‌‍‌‌‌ ​ ‌‍‌‌‌‍ ‍‌ ‌​‌‍​‌‌ ‌​‌‍‍‌‌‍ ‌‍ ‍​ ‍ ‌‍‍‌‌‍‌​​ ‌‌‍‌‍‌‍ ‌‍ ‌ ‌​‌‍‌‌‌ ​‍​ ‍ ‌ ‌​‌ ‍‌‌ ​​‌‍‌‌​ ‌‌‍‌‍‌‍ ‌‍ ‌ ‌​‌‍‌‌‌ ​‍​ ‍ ‌ ​​‌‍​‌‌ ‌​‌‍‍​​ ‌‌‍​ ‌‍ ‌‍ ​‌ ‌‌‌‍ ‌‌‍ ‍‌ ​ ​‍‌‌​ ‌‌‌​​‍‌‌ ‌‍‍ ‌‍‌‌‌ ‍‌​‍‌‌​ ​ ‌​‌​​‍‌‌​ ​ ‌​‌​​‍‌‌​ ​‍​ ​‍​ ‍​‌‍​‍‌‍‌​​ ​‌‌‍​‍‌‍‌‌‌‍‌‌‌‍‌​‌‍​‌​ ​‍‌‍‌‌‌‍​‌​‍‌‌​ ​‍​ ​‍​‍‌‌​ ‌‌‌​‌​​‍ ‍‌‍ ​‌‍‍‌‌‍ ‍‌‍‍ ‌ ​ ​‍‌‌​ ‌‌‌​​‍‌‌ ‌‍‍ ‌‍‌‌‌ ‍‌​‍‌‌​ ​ ‌​‌​​‍‌‌​ ​ ‌​‌​​‍‌‌​ ​‍​ ​‍​ ​ ​ ‌ ​ ‍​​ ​‌‌‍‌​​ ​‍‌‍‌​‌‍​‍‌‍‌‌​ ‌ ​ ​‍​ ​​​ ‌‍​ ‍‌​ ‌‌​ ​ ​ ​‍​ ‌​‌‍‌‍‌‍‌‍‌‍​‌​ ‌‌​ ‌‌‌‍​‍‌‍​ ‌‍‌‌​ ‌‌‌‍‌‌‌‍​ ‌‍​‌​ ‍​​ ​‍​‍‌‌​ ​‍​ ​‍​‍‌‌​ ‌‌‌​‌​​‍ ‍‌‍ ‍‌‍​‌‌‍ ‌‌‍‌‌​ ‌‍​‍‌‍​‌‌ ​ ‌‍‌‌‌‌‌‌‌ ​‍‌‍ ​​ ‌‌‍‍​‌ ‌​‌ ‌​‌ ​​‌ ​ ​‍‌‌​ ​ ‌​​‌​‍‌‌​ ​‍‌​‌‍​‍‌‌​ ​‍‌​‌‍‌‍​ ‌‍‍​‌‍‌‌‌‍ ​‌ ​ ‌‍‌‌‌‍​‌‌ ​​‌‍‍‌‌‍‌‌‌ ​‍‌ ​ ​‍ ‍‌ ​ ‌‍​‌‌‍ ‍‌‍‍‌‌ ‌​‌ ‍‌​‍ ‍‌ ​ ‌ ‌​‌ ‌‌‌‍‌​‌‍‍‌‌‍ ​‍‌‍‌‍‍‌‌‍‌​​ ‌‌‍‌‍‌‍ ‌‍ ‌ ‌​‌‍‌‌‌ ​‍​‍‌‍‌ ‌​‌ ‍‌‌ ​​‌‍‌‌​ ‌‌‍‌‍‌‍ ‌‍ ‌ ‌​‌‍‌‌‌ ​‍​‍‌‍‌ ​​‌‍​‌‌ ‌​‌‍‍​​ ‌‌‍​ ‌‍ ‌‍ ​‌ ‌‌‌‍ ‌‌‍ ‍‌ ​ ​‍‌‌​ ‌‌‌​​‍‌‌ ‌‍‍ ‌‍‌‌‌ ‍‌​‍‌‌​ ​ ‌​‌​​‍‌‌​ ​ ‌​‌​​‍‌‌​ ​‍​ ​‍​ ‍​‌‍​‍‌‍‌​​ ​‌‌‍​‍‌‍‌‌‌‍‌‌‌‍‌​‌‍​‌​ ​‍‌‍‌‌‌‍​‌​‍‌‌​ ​‍​ ​‍​‍‌‌​ ‌‌‌​‌​​‍ ‍‌‍ ​‌‍‍‌‌‍ ‍‌‍‍ ‌ ​ ​‍‌‌​ ‌‌‌​​‍‌‌ ‌‍‍ ‌‍‌‌‌ ‍‌​‍‌‌​ ​ ‌​‌​​‍‌‌​ ​ ‌​‌​​‍‌‌​ ​‍​ ​‍​ ​ ​ ‌ ​ ‍​​ ​‌‌‍‌​​ ​‍‌‍‌​‌‍​‍‌‍‌‌​ ‌ ​ ​‍​ ​​​ ‌‍​ ‍‌​ ‌‌​ ​ ​ ​‍​ ‌​‌‍‌‍‌‍‌‍‌‍​‌​ ‌‌​ ‌‌‌‍​‍‌‍​ ‌‍‌‌​ ‌‌‌‍‌‌‌‍​ ‌‍​‌​ ‍​​ ​‍​‍‌‌​ ​‍​ ​‍​‍‌‌​ ‌‌‌​‌​​‍ ‍‌‍ ‍‌‍​‌‌‍ ‌‌‍‌‌​‍‌‍‌ ​​‌‍‌‌‌ ​‍‌ ​ ‌ ​​‌‍‌‌‌‍​ ‌ ‌​‌‍‍‌‌ ‌‍‌‍‌‌​ ‌‌ ​​‌ ‌‌‌‍​‍‌‍ ​‌‍‍‌‌ ​ ‌‍‍​‌‍‌‌‌‍‌​​‍​‍‌ ‌
@chelseapiersct​​​​‌ ‍ ​‍​‍‌‍ ‌ ​‍‌‍‍‌‌‍‌ ‌‍‍‌‌‍ ‍​‍​‍​ ‍‍​‍​‍‌ ​ ‌‍​‌‌‍ ‍‌‍‍‌‌ ‌​‌ ‍‌​‍ ‍‌‍‍‌‌‍ ​‍​‍​‍ ​​‍​‍‌‍‍​‌ ​‍‌‍‌‌‌‍‌‍​‍​‍​ ‍‍​‍​‍‌‍‍​‌ ‌​‌ ‌​‌ ​​‌ ​ ​ ‍‍​‍ ​‍ ‌‍​ ‌‍‍​‌‍‌‌‌‍ ​‌ ​ ‌‍‌‌‌‍​‌‌ ​​‌‍‍‌‌‍‌‌‌ ​‍‌ ​ ​‍ ‍‌ ​ ‌‍​‌‌‍ ‍‌‍‍‌‌ ‌​‌ ‍‌​‍ ‍‌ ​ ‌ ‌​‌ ‌‌‌‍‌​‌‍‍‌‌‍ ​‍ ‌‍‍‌‌‍ ‍‌ ‌​‌‍‌‌‌‍ ‍‌ ‌​​‍ ‌‍‌‌‌‍‌​‌‍‍‌‌ ‌​​‍ ‌‍ ‌‌‍ ‌‍‌​‌‍‌‌​ ‌‌ ​​‌ ​‍‌‍‌‌‌ ​ ‌‍‌‌‌‍ ‍‌ ‌​‌‍​‌‌ ‌​‌‍‍‌‌‍ ‌‍ ‍​ ‍ ‌‍‍‌‌‍‌​​ ‌‌‍‌‍‌‍ ‌‍ ‌ ‌​‌‍‌‌‌ ​‍​ ‍ ‌ ‌​‌ ‍‌‌ ​​‌‍‌‌​ ‌‌‍‌‍‌‍ ‌‍ ‌ ‌​‌‍‌‌‌ ​‍​ ‍ ‌ ​​‌‍​‌‌ ‌​‌‍‍​​ ‌‌‍​ ‌‍ ‌‍ ​‌ ‌‌‌‍ ‌‌‍ ‍‌ ​ ​‍‌‌​ ‌‌‌​​‍‌‌ ‌‍‍ ‌‍‌‌‌ ‍‌​‍‌‌​ ​ ‌​‌​​‍‌‌​ ​ ‌​‌​​‍‌‌​ ​‍​ ​‍​ ‍​‌‍​‍‌‍‌​​ ​‌‌‍​‍‌‍‌‌‌‍‌‌‌‍‌​‌‍​‌​ ​‍‌‍‌‌‌‍​‌​‍‌‌​ ​‍​ ​‍​‍‌‌​ ‌‌‌​‌​​‍ ‍‌‍ ​‌‍‍‌‌‍ ‍‌‍‍ ‌ ​ ​‍‌‌​ ‌‌‌​​‍‌‌ ‌‍‍ ‌‍‌‌‌ ‍‌​‍‌‌​ ​ ‌​‌​​‍‌‌​ ​ ‌​‌​​‍‌‌​ ​‍​ ​‍‌‍​‌‌‍‌​​ ‌ ‌‍‌‌‌‍​ ​ ‌‌​ ‌‍​ ‌​​ ​​​ ‌ ‌‍​‍‌‍​‌‌‍‌​​ ‌‍‌‍‌‍​ ‍​​ ‍‌‌‍‌‍‌‍​‍​ ‌‍‌‍​‍​ ​​​ ‌​​ ​ ‌‍‌​‌‍​‍​ ​‌​ ‌‍​ ​ ​ ‌ ​ ​‌​ ‌‍​‍‌‌​ ​‍​ ​‍​‍‌‌​ ‌‌‌​‌​​‍ ‍‌‍ ‍‌‍​‌‌‍ ‌‌‍‌‌​ ‌‍​‍‌‍​‌‌ ​ ‌‍‌‌‌‌‌‌‌ ​‍‌‍ ​​ ‌‌‍‍​‌ ‌​‌ ‌​‌ ​​‌ ​ ​‍‌‌​ ​ ‌​​‌​‍‌‌​ ​‍‌​‌‍​‍‌‌​ ​‍‌​‌‍‌‍​ ‌‍‍​‌‍‌‌‌‍ ​‌ ​ ‌‍‌‌‌‍​‌‌ ​​‌‍‍‌‌‍‌‌‌ ​‍‌ ​ ​‍ ‍‌ ​ ‌‍​‌‌‍ ‍‌‍‍‌‌ ‌​‌ ‍‌​‍ ‍‌ ​ ‌ ‌​‌ ‌‌‌‍‌​‌‍‍‌‌‍ ​‍‌‍‌‍‍‌‌‍‌​​ ‌‌‍‌‍‌‍ ‌‍ ‌ ‌​‌‍‌‌‌ ​‍​‍‌‍‌ ‌​‌ ‍‌‌ ​​‌‍‌‌​ ‌‌‍‌‍‌‍ ‌‍ ‌ ‌​‌‍‌‌‌ ​‍​‍‌‍‌ ​​‌‍​‌‌ ‌​‌‍‍​​ ‌‌‍​ ‌‍ ‌‍ ​‌ ‌‌‌‍ ‌‌‍ ‍‌ ​ ​‍‌‌​ ‌‌‌​​‍‌‌ ‌‍‍ ‌‍‌‌‌ ‍‌​‍‌‌​ ​ ‌​‌​​‍‌‌​ ​ ‌​‌​​‍‌‌​ ​‍​ ​‍​ ‍​‌‍​‍‌‍‌​​ ​‌‌‍​‍‌‍‌‌‌‍‌‌‌‍‌​‌‍​‌​ ​‍‌‍‌‌‌‍​‌​‍‌‌​ ​‍​ ​‍​‍‌‌​ ‌‌‌​‌​​‍ ‍‌‍ ​‌‍‍‌‌‍ ‍‌‍‍ ‌ ​ ​‍‌‌​ ‌‌‌​​‍‌‌ ‌‍‍ ‌‍‌‌‌ ‍‌​‍‌‌​ ​ ‌​‌​​‍‌‌​ ​ ‌​‌​​‍‌‌​ ​‍​ ​‍‌‍​‌‌‍‌​​ ‌ ‌‍‌‌‌‍​ ​ ‌‌​ ‌‍​ ‌​​ ​​​ ‌ ‌‍​‍‌‍​‌‌‍‌​​ ‌‍‌‍‌‍​ ‍​​ ‍‌‌‍‌‍‌‍​‍​ ‌‍‌‍​‍​ ​​​ ‌​​ ​ ‌‍‌​‌‍​‍​ ​‌​ ‌‍​ ​ ​ ‌ ​ ​‌​ ‌‍​‍‌‌​ ​‍​ ​‍​‍‌‌​ ‌‌‌​‌​​‍ ‍‌‍ ‍‌‍​‌‌‍ ‌‌‍‌‌​‍‌‍‌ ​​‌‍‌‌‌ ​‍‌ ​ ‌ ​​‌‍‌‌‌‍​ ‌ ‌​‌‍‍‌‌ ‌‍‌‍‌‌​ ‌‌ ​​‌ ‌‌‌‍​‍‌‍ ​‌‍‍‌‌ ​ ‌‍‍​‌‍‌‌‌‍‌​​‍​‍‌ ‌
Locations​​​​‌ ‍ ​‍​‍‌‍ ‌ ​‍‌‍‍‌‌‍‌ ‌‍‍‌‌‍ ‍​‍​‍​ ‍‍​‍​‍‌ ​ ‌‍​‌‌‍ ‍‌‍‍‌‌ ‌​‌ ‍‌​‍ ‍‌‍‍‌‌‍ ​‍​‍​‍ ​​‍​‍‌‍‍​‌ ​‍‌‍‌‌‌‍‌‍​‍​‍​ ‍‍​‍​‍‌‍‍​‌ ‌​‌ ‌​‌ ​​‌ ​ ​ ‍‍​‍ ​‍ ‌‍​ ‌‍‍​‌‍‌‌‌‍ ​‌ ​ ‌‍‌‌‌‍​‌‌ ​​‌‍‍‌‌‍‌‌‌ ​‍‌ ​ ​‍ ‍‌ ​ ‌‍​‌‌‍ ‍‌‍‍‌‌ ‌​‌ ‍‌​‍ ‍‌ ​ ‌ ‌​‌ ‌‌‌‍‌​‌‍‍‌‌‍ ​‍ ‌‍‍‌‌‍ ‍‌ ‌​‌‍‌‌‌‍ ‍‌ ‌​​‍ ‌‍‌‌‌‍‌​‌‍‍‌‌ ‌​​‍ ‌‍ ‌‌‍ ‌‍‌​‌‍‌‌​ ‌‌ ​​‌ ​‍‌‍‌‌‌ ​ ‌‍‌‌‌‍ ‍‌ ‌​‌‍​‌‌ ‌​‌‍‍‌‌‍ ‌‍ ‍​ ‍ ‌‍‍‌‌‍‌​​ ‌‌‍‌‍‌‍ ‌‍ ‌ ‌​‌‍‌‌‌ ​‍​ ‍ ‌ ‌​‌ ‍‌‌ ​​‌‍‌‌​ ‌‌‍‌‍‌‍ ‌‍ ‌ ‌​‌‍‌‌‌ ​‍​ ‍ ‌ ​​‌‍​‌‌ ‌​‌‍‍​​ ‌‌‍​ ‌‍ ‌‍ ​‌ ‌‌‌‍ ‌‌‍ ‍‌ ​ ​‍‌‌​ ‌‌‌​​‍‌‌ ‌‍‍ ‌‍‌‌‌ ‍‌​‍‌‌​ ​ ‌​‌​​‍‌‌​ ​ ‌​‌​​‍‌‌​ ​‍​ ​‍‌‍‌‌‌‍​‍​ ​‍​ ‍​‌‍​ ​ ‌‌‌‍​ ‌‍​ ‌‍‌‌‌‍​‍‌‍​‌​ ​‌​‍‌‌​ ​‍​ ​‍​‍‌‌​ ‌‌‌​‌​​‍ ‍‌ ‌​‌‍‍‌‌ ‌​‌‍ ​‌‍‌‌​ ‌‍​‍‌‍​‌‌ ​ ‌‍‌‌‌‌‌‌‌ ​‍‌‍ ​​ ‌‌‍‍​‌ ‌​‌ ‌​‌ ​​‌ ​ ​‍‌‌​ ​ ‌​​‌​‍‌‌​ ​‍‌​‌‍​‍‌‌​ ​‍‌​‌‍‌‍​ ‌‍‍​‌‍‌‌‌‍ ​‌ ​ ‌‍‌‌‌‍​‌‌ ​​‌‍‍‌‌‍‌‌‌ ​‍‌ ​ ​‍ ‍‌ ​ ‌‍​‌‌‍ ‍‌‍‍‌‌ ‌​‌ ‍‌​‍ ‍‌ ​ ‌ ‌​‌ ‌‌‌‍‌​‌‍‍‌‌‍ ​‍‌‍‌‍‍‌‌‍‌​​ ‌‌‍‌‍‌‍ ‌‍ ‌ ‌​‌‍‌‌‌ ​‍​‍‌‍‌ ‌​‌ ‍‌‌ ​​‌‍‌‌​ ‌‌‍‌‍‌‍ ‌‍ ‌ ‌​‌‍‌‌‌ ​‍​‍‌‍‌ ​​‌‍​‌‌ ‌​‌‍‍​​ ‌‌‍​ ‌‍ ‌‍ ​‌ ‌‌‌‍ ‌‌‍ ‍‌ ​ ​‍‌‌​ ‌‌‌​​‍‌‌ ‌‍‍ ‌‍‌‌‌ ‍‌​‍‌‌​ ​ ‌​‌​​‍‌‌​ ​ ‌​‌​​‍‌‌​ ​‍​ ​‍‌‍‌‌‌‍​‍​ ​‍​ ‍​‌‍​ ​ ‌‌‌‍​ ‌‍​ ‌‍‌‌‌‍​‍‌‍​‌​ ​‌​‍‌‌​ ​‍​ ​‍​‍‌‌​ ‌‌‌​‌​​‍ ‍‌ ‌​‌‍‍‌‌ ‌​‌‍ ​‌‍‌‌​‍‌‍‌ ​​‌‍‌‌‌ ​‍‌ ​ ‌ ​​‌‍‌‌‌‍​ ‌ ‌​‌‍‍‌‌ ‌‍‌‍‌‌​ ‌‌ ​​‌ ‌‌‌‍​‍‌‍ ​‌‍‍‌‌ ​ ‌‍‍​‌‍‌‌‌‍‌​​‍​‍‌ ‌
Fitness​​​​‌ ‍ ​‍​‍‌‍ ‌ ​‍‌‍‍‌‌‍‌ ‌‍‍‌‌‍ ‍​‍​‍​ ‍‍​‍​‍‌ ​ ‌‍​‌‌‍ ‍‌‍‍‌‌ ‌​‌ ‍‌​‍ ‍‌‍‍‌‌‍ ​‍​‍​‍ ​​‍​‍‌‍‍​‌ ​‍‌‍‌‌‌‍‌‍​‍​‍​ ‍‍​‍​‍‌‍‍​‌ ‌​‌ ‌​‌ ​​‌ ​ ​ ‍‍​‍ ​‍ ‌‍​ ‌‍‍​‌‍‌‌‌‍ ​‌ ​ ‌‍‌‌‌‍​‌‌ ​​‌‍‍‌‌‍‌‌‌ ​‍‌ ​ ​‍ ‍‌ ​ ‌‍​‌‌‍ ‍‌‍‍‌‌ ‌​‌ ‍‌​‍ ‍‌ ​ ‌ ‌​‌ ‌‌‌‍‌​‌‍‍‌‌‍ ​‍ ‌‍‍‌‌‍ ‍‌ ‌​‌‍‌‌‌‍ ‍‌ ‌​​‍ ‌‍‌‌‌‍‌​‌‍‍‌‌ ‌​​‍ ‌‍ ‌‌‍ ‌‍‌​‌‍‌‌​ ‌‌ ​​‌ ​‍‌‍‌‌‌ ​ ‌‍‌‌‌‍ ‍‌ ‌​‌‍​‌‌ ‌​‌‍‍‌‌‍ ‌‍ ‍​ ‍ ‌‍‍‌‌‍‌​​ ‌‌‍‌‍‌‍ ‌‍ ‌ ‌​‌‍‌‌‌ ​‍​ ‍ ‌ ‌​‌ ‍‌‌ ​​‌‍‌‌​ ‌‌‍‌‍‌‍ ‌‍ ‌ ‌​‌‍‌‌‌ ​‍​ ‍ ‌ ​​‌‍​‌‌ ‌​‌‍‍​​ ‌‌‍​ ‌‍ ‌‍ ​‌ ‌‌‌‍ ‌‌‍ ‍‌ ​ ​‍‌‌​ ‌‌‌​​‍‌‌ ‌‍‍ ‌‍‌‌‌ ‍‌​‍‌‌​ ​ ‌​‌​​‍‌‌​ ​ ‌​‌​​‍‌‌​ ​‍​ ​‍‌‍‌‌‌‍​‍​ ​‍​ ‍​‌‍​ ​ ‌‌‌‍​ ‌‍​ ‌‍‌‌‌‍​‍‌‍​‌​ ​‌​‍‌‌​ ​‍​ ​‍​‍‌‌​ ‌‌‌​‌​​‍ ‍‌‍ ​‌‍‍‌‌‍ ‍‌‍‍ ‌ ​ ​‍‌‌​ ‌‌‌​​‍‌‌ ‌‍‍ ‌‍‌‌‌ ‍‌​‍‌‌​ ​ ‌​‌​​‍‌‌​ ​ ‌​‌​​‍‌‌​ ​‍​ ​‍​ ​‍​ ​ ​ ​ ‌‍​ ‌‍‌‌​ ‍​​ ‌‍​ ​‌​ ‌​‌‍​‌‌‍​ ​ ‍‌​‍‌‌​ ​‍​ ​‍​‍‌‌​ ‌‌‌​‌​​‍ ‍‌‍ ‍‌‍​‌‌‍ ‌‌‍‌‌​ ‌‍​‍‌‍​‌‌ ​ ‌‍‌‌‌‌‌‌‌ ​‍‌‍ ​​ ‌‌‍‍​‌ ‌​‌ ‌​‌ ​​‌ ​ ​‍‌‌​ ​ ‌​​‌​‍‌‌​ ​‍‌​‌‍​‍‌‌​ ​‍‌​‌‍‌‍​ ‌‍‍​‌‍‌‌‌‍ ​‌ ​ ‌‍‌‌‌‍​‌‌ ​​‌‍‍‌‌‍‌‌‌ ​‍‌ ​ ​‍ ‍‌ ​ ‌‍​‌‌‍ ‍‌‍‍‌‌ ‌​‌ ‍‌​‍ ‍‌ ​ ‌ ‌​‌ ‌‌‌‍‌​‌‍‍‌‌‍ ​‍‌‍‌‍‍‌‌‍‌​​ ‌‌‍‌‍‌‍ ‌‍ ‌ ‌​‌‍‌‌‌ ​‍​‍‌‍‌ ‌​‌ ‍‌‌ ​​‌‍‌‌​ ‌‌‍‌‍‌‍ ‌‍ ‌ ‌​‌‍‌‌‌ ​‍​‍‌‍‌ ​​‌‍​‌‌ ‌​‌‍‍​​ ‌‌‍​ ‌‍ ‌‍ ​‌ ‌‌‌‍ ‌‌‍ ‍‌ ​ ​‍‌‌​ ‌‌‌​​‍‌‌ ‌‍‍ ‌‍‌‌‌ ‍‌​‍‌‌​ ​ ‌​‌​​‍‌‌​ ​ ‌​‌​​‍‌‌​ ​‍​ ​‍‌‍‌‌‌‍​‍​ ​‍​ ‍​‌‍​ ​ ‌‌‌‍​ ‌‍​ ‌‍‌‌‌‍​‍‌‍​‌​ ​‌​‍‌‌​ ​‍​ ​‍​‍‌‌​ ‌‌‌​‌​​‍ ‍‌‍ ​‌‍‍‌‌‍ ‍‌‍‍ ‌ ​ ​‍‌‌​ ‌‌‌​​‍‌‌ ‌‍‍ ‌‍‌‌‌ ‍‌​‍‌‌​ ​ ‌​‌​​‍‌‌​ ​ ‌​‌​​‍‌‌​ ​‍​ ​‍​ ​‍​ ​ ​ ​ ‌‍​ ‌‍‌‌​ ‍​​ ‌‍​ ​‌​ ‌​‌‍​‌‌‍​ ​ ‍‌​‍‌‌​ ​‍​ ​‍​‍‌‌​ ‌‌‌​‌​​‍ ‍‌‍ ‍‌‍​‌‌‍ ‌‌‍‌‌​‍‌‍‌ ​​‌‍‌‌‌ ​‍‌ ​ ‌ ​​‌‍‌‌‌‍​ ‌ ‌​‌‍‍‌‌ ‌‍‌‍‌‌​ ‌‌ ​​‌ ‌‌‌‍​‍‌‍ ​‌‍‍‌‌ ​ ‌‍‍​‌‍‌‌‌‍‌​​‍​‍‌ ‌
Field House Manhattan​​​​‌ ‍ ​‍​‍‌‍ ‌ ​‍‌‍‍‌‌‍‌ ‌‍‍‌‌‍ ‍​‍​‍​ ‍‍​‍​‍‌ ​ ‌‍​‌‌‍ ‍‌‍‍‌‌ ‌​‌ ‍‌​‍ ‍‌‍‍‌‌‍ ​‍​‍​‍ ​​‍​‍‌‍‍​‌ ​‍‌‍‌‌‌‍‌‍​‍​‍​ ‍‍​‍​‍‌‍‍​‌ ‌​‌ ‌​‌ ​​‌ ​ ​ ‍‍​‍ ​‍ ‌‍​ ‌‍‍​‌‍‌‌‌‍ ​‌ ​ ‌‍‌‌‌‍​‌‌ ​​‌‍‍‌‌‍‌‌‌ ​‍‌ ​ ​‍ ‍‌ ​ ‌‍​‌‌‍ ‍‌‍‍‌‌ ‌​‌ ‍‌​‍ ‍‌ ​ ‌ ‌​‌ ‌‌‌‍‌​‌‍‍‌‌‍ ​‍ ‌‍‍‌‌‍ ‍‌ ‌​‌‍‌‌‌‍ ‍‌ ‌​​‍ ‌‍‌‌‌‍‌​‌‍‍‌‌ ‌​​‍ ‌‍ ‌‌‍ ‌‍‌​‌‍‌‌​ ‌‌ ​​‌ ​‍‌‍‌‌‌ ​ ‌‍‌‌‌‍ ‍‌ ‌​‌‍​‌‌ ‌​‌‍‍‌‌‍ ‌‍ ‍​ ‍ ‌‍‍‌‌‍‌​​ ‌‌‍‌‍‌‍ ‌‍ ‌ ‌​‌‍‌‌‌ ​‍​ ‍ ‌ ‌​‌ ‍‌‌ ​​‌‍‌‌​ ‌‌‍‌‍‌‍ ‌‍ ‌ ‌​‌‍‌‌‌ ​‍​ ‍ ‌ ​​‌‍​‌‌ ‌​‌‍‍​​ ‌‌‍​ ‌‍ ‌‍ ​‌ ‌‌‌‍ ‌‌‍ ‍‌ ​ ​‍‌‌​ ‌‌‌​​‍‌‌ ‌‍‍ ‌‍‌‌‌ ‍‌​‍‌‌​ ​ ‌​‌​​‍‌‌​ ​ ‌​‌​​‍‌‌​ ​‍​ ​‍‌‍‌‌‌‍​‍​ ​‍​ ‍​‌‍​ ​ ‌‌‌‍​ ‌‍​ ‌‍‌‌‌‍​‍‌‍​‌​ ​‌​‍‌‌​ ​‍​ ​‍​‍‌‌​ ‌‌‌​‌​​‍ ‍‌‍ ​‌‍‍‌‌‍ ‍‌‍‍ ‌ ​ ​‍‌‌​ ‌‌‌​​‍‌‌ ‌‍‍ ‌‍‌‌‌ ‍‌​‍‌‌​ ​ ‌​‌​​‍‌‌​ ​ ‌​‌​​‍‌‌​ ​‍​ ​‍​ ​‌​ ​ ​ ​‌‌‍​‍​ ​​​ ​‌‌‍​‌​ ‌ ​ ​‍​ ​‍​ ‌‍​ ‌​​‍‌‌​ ​‍​ ​‍​‍‌‌​ ‌‌‌​‌​​‍ ‍‌‍ ‍‌‍​‌‌‍ ‌‌‍‌‌​ ‌‍​‍‌‍​‌‌ ​ ‌‍‌‌‌‌‌‌‌ ​‍‌‍ ​​ ‌‌‍‍​‌ ‌​‌ ‌​‌ ​​‌ ​ ​‍‌‌​ ​ ‌​​‌​‍‌‌​ ​‍‌​‌‍​‍‌‌​ ​‍‌​‌‍‌‍​ ‌‍‍​‌‍‌‌‌‍ ​‌ ​ ‌‍‌‌‌‍​‌‌ ​​‌‍‍‌‌‍‌‌‌ ​‍‌ ​ ​‍ ‍‌ ​ ‌‍​‌‌‍ ‍‌‍‍‌‌ ‌​‌ ‍‌​‍ ‍‌ ​ ‌ ‌​‌ ‌‌‌‍‌​‌‍‍‌‌‍ ​‍‌‍‌‍‍‌‌‍‌​​ ‌‌‍‌‍‌‍ ‌‍ ‌ ‌​‌‍‌‌‌ ​‍​‍‌‍‌ ‌​‌ ‍‌‌ ​​‌‍‌‌​ ‌‌‍‌‍‌‍ ‌‍ ‌ ‌​‌‍‌‌‌ ​‍​‍‌‍‌ ​​‌‍​‌‌ ‌​‌‍‍​​ ‌‌‍​ ‌‍ ‌‍ ​‌ ‌‌‌‍ ‌‌‍ ‍‌ ​ ​‍‌‌​ ‌‌‌​​‍‌‌ ‌‍‍ ‌‍‌‌‌ ‍‌​‍‌‌​ ​ ‌​‌​​‍‌‌​ ​ ‌​‌​​‍‌‌​ ​‍​ ​‍‌‍‌‌‌‍​‍​ ​‍​ ‍​‌‍​ ​ ‌‌‌‍​ ‌‍​ ‌‍‌‌‌‍​‍‌‍​‌​ ​‌​‍‌‌​ ​‍​ ​‍​‍‌‌​ ‌‌‌​‌​​‍ ‍‌‍ ​‌‍‍‌‌‍ ‍‌‍‍ ‌ ​ ​‍‌‌​ ‌‌‌​​‍‌‌ ‌‍‍ ‌‍‌‌‌ ‍‌​‍‌‌​ ​ ‌​‌​​‍‌‌​ ​ ‌​‌​​‍‌‌​ ​‍​ ​‍​ ​‌​ ​ ​ ​‌‌‍​‍​ ​​​ ​‌‌‍​‌​ ‌ ​ ​‍​ ​‍​ ‌‍​ ‌​​‍‌‌​ ​‍​ ​‍​‍‌‌​ ‌‌‌​‌​​‍ ‍‌‍ ‍‌‍​‌‌‍ ‌‌‍‌‌​‍‌‍‌ ​​‌‍‌‌‌ ​‍‌ ​ ‌ ​​‌‍‌‌‌‍​ ‌ ‌​‌‍‍‌‌ ‌‍‌‍‌‌​ ‌‌ ​​‌ ‌‌‌‍​‍‌‍ ​‌‍‍‌‌ ​ ‌‍‍​‌‍‌‌‌‍‌​​‍​‍‌ ‌
Field House Brooklyn​​​​‌ ‍ ​‍​‍‌‍ ‌ ​‍‌‍‍‌‌‍‌ ‌‍‍‌‌‍ ‍​‍​‍​ ‍‍​‍​‍‌ ​ ‌‍​‌‌‍ ‍‌‍‍‌‌ ‌​‌ ‍‌​‍ ‍‌‍‍‌‌‍ ​‍​‍​‍ ​​‍​‍‌‍‍​‌ ​‍‌‍‌‌‌‍‌‍​‍​‍​ ‍‍​‍​‍‌‍‍​‌ ‌​‌ ‌​‌ ​​‌ ​ ​ ‍‍​‍ ​‍ ‌‍​ ‌‍‍​‌‍‌‌‌‍ ​‌ ​ ‌‍‌‌‌‍​‌‌ ​​‌‍‍‌‌‍‌‌‌ ​‍‌ ​ ​‍ ‍‌ ​ ‌‍​‌‌‍ ‍‌‍‍‌‌ ‌​‌ ‍‌​‍ ‍‌ ​ ‌ ‌​‌ ‌‌‌‍‌​‌‍‍‌‌‍ ​‍ ‌‍‍‌‌‍ ‍‌ ‌​‌‍‌‌‌‍ ‍‌ ‌​​‍ ‌‍‌‌‌‍‌​‌‍‍‌‌ ‌​​‍ ‌‍ ‌‌‍ ‌‍‌​‌‍‌‌​ ‌‌ ​​‌ ​‍‌‍‌‌‌ ​ ‌‍‌‌‌‍ ‍‌ ‌​‌‍​‌‌ ‌​‌‍‍‌‌‍ ‌‍ ‍​ ‍ ‌‍‍‌‌‍‌​​ ‌‌‍‌‍‌‍ ‌‍ ‌ ‌​‌‍‌‌‌ ​‍​ ‍ ‌ ‌​‌ ‍‌‌ ​​‌‍‌‌​ ‌‌‍‌‍‌‍ ‌‍ ‌ ‌​‌‍‌‌‌ ​‍​ ‍ ‌ ​​‌‍​‌‌ ‌​‌‍‍​​ ‌‌‍​ ‌‍ ‌‍ ​‌ ‌‌‌‍ ‌‌‍ ‍‌ ​ ​‍‌‌​ ‌‌‌​​‍‌‌ ‌‍‍ ‌‍‌‌‌ ‍‌​‍‌‌​ ​ ‌​‌​​‍‌‌​ ​ ‌​‌​​‍‌‌​ ​‍​ ​‍‌‍‌‌‌‍​‍​ ​‍​ ‍​‌‍​ ​ ‌‌‌‍​ ‌‍​ ‌‍‌‌‌‍​‍‌‍​‌​ ​‌​‍‌‌​ ​‍​ ​‍​‍‌‌​ ‌‌‌​‌​​‍ ‍‌‍ ​‌‍‍‌‌‍ ‍‌‍‍ ‌ ​ ​‍‌‌​ ‌‌‌​​‍‌‌ ‌‍‍ ‌‍‌‌‌ ‍‌​‍‌‌​ ​ ‌​‌​​‍‌‌​ ​ ‌​‌​​‍‌‌​ ​‍​ ​‍​ ‌‍​ ‍​​ ‌ ‌‍‌​​ ​‌​ ​‍​ ‌‌​ ‌‍​ ​‍​ ​‌‌‍​ ​ ​‌​‍‌‌​ ​‍​ ​‍​‍‌‌​ ‌‌‌​‌​​‍ ‍‌‍ ‍‌‍​‌‌‍ ‌‌‍‌‌​ ‌‍​‍‌‍​‌‌ ​ ‌‍‌‌‌‌‌‌‌ ​‍‌‍ ​​ ‌‌‍‍​‌ ‌​‌ ‌​‌ ​​‌ ​ ​‍‌‌​ ​ ‌​​‌​‍‌‌​ ​‍‌​‌‍​‍‌‌​ ​‍‌​‌‍‌‍​ ‌‍‍​‌‍‌‌‌‍ ​‌ ​ ‌‍‌‌‌‍​‌‌ ​​‌‍‍‌‌‍‌‌‌ ​‍‌ ​ ​‍ ‍‌ ​ ‌‍​‌‌‍ ‍‌‍‍‌‌ ‌​‌ ‍‌​‍ ‍‌ ​ ‌ ‌​‌ ‌‌‌‍‌​‌‍‍‌‌‍ ​‍‌‍‌‍‍‌‌‍‌​​ ‌‌‍‌‍‌‍ ‌‍ ‌ ‌​‌‍‌‌‌ ​‍​‍‌‍‌ ‌​‌ ‍‌‌ ​​‌‍‌‌​ ‌‌‍‌‍‌‍ ‌‍ ‌ ‌​‌‍‌‌‌ ​‍​‍‌‍‌ ​​‌‍​‌‌ ‌​‌‍‍​​ ‌‌‍​ ‌‍ ‌‍ ​‌ ‌‌‌‍ ‌‌‍ ‍‌ ​ ​‍‌‌​ ‌‌‌​​‍‌‌ ‌‍‍ ‌‍‌‌‌ ‍‌​‍‌‌​ ​ ‌​‌​​‍‌‌​ ​ ‌​‌​​‍‌‌​ ​‍​ ​‍‌‍‌‌‌‍​‍​ ​‍​ ‍​‌‍​ ​ ‌‌‌‍​ ‌‍​ ‌‍‌‌‌‍​‍‌‍​‌​ ​‌​‍‌‌​ ​‍​ ​‍​‍‌‌​ ‌‌‌​‌​​‍ ‍‌‍ ​‌‍‍‌‌‍ ‍‌‍‍ ‌ ​ ​‍‌‌​ ‌‌‌​​‍‌‌ ‌‍‍ ‌‍‌‌‌ ‍‌​‍‌‌​ ​ ‌​‌​​‍‌‌​ ​ ‌​‌​​‍‌‌​ ​‍​ ​‍​ ‌‍​ ‍​​ ‌ ‌‍‌​​ ​‌​ ​‍​ ‌‌​ ‌‍​ ​‍​ ​‌‌‍​ ​ ​‌​‍‌‌​ ​‍​ ​‍​‍‌‌​ ‌‌‌​‌​​‍ ‍‌‍ ‍‌‍​‌‌‍ ‌‌‍‌‌​‍‌‍‌ ​​‌‍‌‌‌ ​‍‌ ​ ‌ ​​‌‍‌‌‌‍​ ‌ ‌​‌‍‍‌‌ ‌‍‌‍‌‌​ ‌‌ ​​‌ ‌‌‌‍​‍‌‍ ​‌‍‍‌‌ ​ ‌‍‍​‌‍‌‌‌‍‌​​‍​‍‌ ‌
Sky Rink​​​​‌ ‍ ​‍​‍‌‍ ‌ ​‍‌‍‍‌‌‍‌ ‌‍‍‌‌‍ ‍​‍​‍​ ‍‍​‍​‍‌ ​ ‌‍​‌‌‍ ‍‌‍‍‌‌ ‌​‌ ‍‌​‍ ‍‌‍‍‌‌‍ ​‍​‍​‍ ​​‍​‍‌‍‍​‌ ​‍‌‍‌‌‌‍‌‍​‍​‍​ ‍‍​‍​‍‌‍‍​‌ ‌​‌ ‌​‌ ​​‌ ​ ​ ‍‍​‍ ​‍ ‌‍​ ‌‍‍​‌‍‌‌‌‍ ​‌ ​ ‌‍‌‌‌‍​‌‌ ​​‌‍‍‌‌‍‌‌‌ ​‍‌ ​ ​‍ ‍‌ ​ ‌‍​‌‌‍ ‍‌‍‍‌‌ ‌​‌ ‍‌​‍ ‍‌ ​ ‌ ‌​‌ ‌‌‌‍‌​‌‍‍‌‌‍ ​‍ ‌‍‍‌‌‍ ‍‌ ‌​‌‍‌‌‌‍ ‍‌ ‌​​‍ ‌‍‌‌‌‍‌​‌‍‍‌‌ ‌​​‍ ‌‍ ‌‌‍ ‌‍‌​‌‍‌‌​ ‌‌ ​​‌ ​‍‌‍‌‌‌ ​ ‌‍‌‌‌‍ ‍‌ ‌​‌‍​‌‌ ‌​‌‍‍‌‌‍ ‌‍ ‍​ ‍ ‌‍‍‌‌‍‌​​ ‌‌‍‌‍‌‍ ‌‍ ‌ ‌​‌‍‌‌‌ ​‍​ ‍ ‌ ‌​‌ ‍‌‌ ​​‌‍‌‌​ ‌‌‍‌‍‌‍ ‌‍ ‌ ‌​‌‍‌‌‌ ​‍​ ‍ ‌ ​​‌‍​‌‌ ‌​‌‍‍​​ ‌‌‍​ ‌‍ ‌‍ ​‌ ‌‌‌‍ ‌‌‍ ‍‌ ​ ​‍‌‌​ ‌‌‌​​‍‌‌ ‌‍‍ ‌‍‌‌‌ ‍‌​‍‌‌​ ​ ‌​‌​​‍‌‌​ ​ ‌​‌​​‍‌‌​ ​‍​ ​‍‌‍‌‌‌‍​‍​ ​‍​ ‍​‌‍​ ​ ‌‌‌‍​ ‌‍​ ‌‍‌‌‌‍​‍‌‍​‌​ ​‌​‍‌‌​ ​‍​ ​‍​‍‌‌​ ‌‌‌​‌​​‍ ‍‌‍ ​‌‍‍‌‌‍ ‍‌‍‍ ‌ ​ ​‍‌‌​ ‌‌‌​​‍‌‌ ‌‍‍ ‌‍‌‌‌ ‍‌​‍‌‌​ ​ ‌​‌​​‍‌‌​ ​ ‌​‌​​‍‌‌​ ​‍​ ​‍​ ‌​​ ‌ ‌‍‌‍‌‍‌‍​ ​​​ ‌‍​ ‌‌​ ‌​‌‍‌​‌‍‌​​ ​‌‌‍​‍​‍‌‌​ ​‍​ ​‍​‍‌‌​ ‌‌‌​‌​​‍ ‍‌‍ ‍‌‍​‌‌‍ ‌‌‍‌‌​ ‌‍​‍‌‍​‌‌ ​ ‌‍‌‌‌‌‌‌‌ ​‍‌‍ ​​ ‌‌‍‍​‌ ‌​‌ ‌​‌ ​​‌ ​ ​‍‌‌​ ​ ‌​​‌​‍‌‌​ ​‍‌​‌‍​‍‌‌​ ​‍‌​‌‍‌‍​ ‌‍‍​‌‍‌‌‌‍ ​‌ ​ ‌‍‌‌‌‍​‌‌ ​​‌‍‍‌‌‍‌‌‌ ​‍‌ ​ ​‍ ‍‌ ​ ‌‍​‌‌‍ ‍‌‍‍‌‌ ‌​‌ ‍‌​‍ ‍‌ ​ ‌ ‌​‌ ‌‌‌‍‌​‌‍‍‌‌‍ ​‍‌‍‌‍‍‌‌‍‌​​ ‌‌‍‌‍‌‍ ‌‍ ‌ ‌​‌‍‌‌‌ ​‍​‍‌‍‌ ‌​‌ ‍‌‌ ​​‌‍‌‌​ ‌‌‍‌‍‌‍ ‌‍ ‌ ‌​‌‍‌‌‌ ​‍​‍‌‍‌ ​​‌‍​‌‌ ‌​‌‍‍​​ ‌‌‍​ ‌‍ ‌‍ ​‌ ‌‌‌‍ ‌‌‍ ‍‌ ​ ​‍‌‌​ ‌‌‌​​‍‌‌ ‌‍‍ ‌‍‌‌‌ ‍‌​‍‌‌​ ​ ‌​‌​​‍‌‌​ ​ ‌​‌​​‍‌‌​ ​‍​ ​‍‌‍‌‌‌‍​‍​ ​‍​ ‍​‌‍​ ​ ‌‌‌‍​ ‌‍​ ‌‍‌‌‌‍​‍‌‍​‌​ ​‌​‍‌‌​ ​‍​ ​‍​‍‌‌​ ‌‌‌​‌​​‍ ‍‌‍ ​‌‍‍‌‌‍ ‍‌‍‍ ‌ ​ ​‍‌‌​ ‌‌‌​​‍‌‌ ‌‍‍ ‌‍‌‌‌ ‍‌​‍‌‌​ ​ ‌​‌​​‍‌‌​ ​ ‌​‌​​‍‌‌​ ​‍​ ​‍​ ‌​​ ‌ ‌‍‌‍‌‍‌‍​ ​​​ ‌‍​ ‌‌​ ‌​‌‍‌​‌‍‌​​ ​‌‌‍​‍​‍‌‌​ ​‍​ ​‍​‍‌‌​ ‌‌‌​‌​​‍ ‍‌‍ ‍‌‍​‌‌‍ ‌‌‍‌‌​‍‌‍‌ ​​‌‍‌‌‌ ​‍‌ ​ ‌ ​​‌‍‌‌‌‍​ ‌ ‌​‌‍‍‌‌ ‌‍‌‍‌‌​ ‌‌ ​​‌ ‌‌‌‍​‍‌‍ ​‌‍‍‌‌ ​ ‌‍‍​‌‍‌‌‌‍‌​​‍​‍‌ ‌
Swim​​​​‌ ‍ ​‍​‍‌‍ ‌ ​‍‌‍‍‌‌‍‌ ‌‍‍‌‌‍ ‍​‍​‍​ ‍‍​‍​‍‌ ​ ‌‍​‌‌‍ ‍‌‍‍‌‌ ‌​‌ ‍‌​‍ ‍‌‍‍‌‌‍ ​‍​‍​‍ ​​‍​‍‌‍‍​‌ ​‍‌‍‌‌‌‍‌‍​‍​‍​ ‍‍​‍​‍‌‍‍​‌ ‌​‌ ‌​‌ ​​‌ ​ ​ ‍‍​‍ ​‍ ‌‍​ ‌‍‍​‌‍‌‌‌‍ ​‌ ​ ‌‍‌‌‌‍​‌‌ ​​‌‍‍‌‌‍‌‌‌ ​‍‌ ​ ​‍ ‍‌ ​ ‌‍​‌‌‍ ‍‌‍‍‌‌ ‌​‌ ‍‌​‍ ‍‌ ​ ‌ ‌​‌ ‌‌‌‍‌​‌‍‍‌‌‍ ​‍ ‌‍‍‌‌‍ ‍‌ ‌​‌‍‌‌‌‍ ‍‌ ‌​​‍ ‌‍‌‌‌‍‌​‌‍‍‌‌ ‌​​‍ ‌‍ ‌‌‍ ‌‍‌​‌‍‌‌​ ‌‌ ​​‌ ​‍‌‍‌‌‌ ​ ‌‍‌‌‌‍ ‍‌ ‌​‌‍​‌‌ ‌​‌‍‍‌‌‍ ‌‍ ‍​ ‍ ‌‍‍‌‌‍‌​​ ‌‌‍‌‍‌‍ ‌‍ ‌ ‌​‌‍‌‌‌ ​‍​ ‍ ‌ ‌​‌ ‍‌‌ ​​‌‍‌‌​ ‌‌‍‌‍‌‍ ‌‍ ‌ ‌​‌‍‌‌‌ ​‍​ ‍ ‌ ​​‌‍​‌‌ ‌​‌‍‍​​ ‌‌‍​ ‌‍ ‌‍ ​‌ ‌‌‌‍ ‌‌‍ ‍‌ ​ ​‍‌‌​ ‌‌‌​​‍‌‌ ‌‍‍ ‌‍‌‌‌ ‍‌​‍‌‌​ ​ ‌​‌​​‍‌‌​ ​ ‌​‌​​‍‌‌​ ​‍​ ​‍‌‍‌‌‌‍​‍​ ​‍​ ‍​‌‍​ ​ ‌‌‌‍​ ‌‍​ ‌‍‌‌‌‍​‍‌‍​‌​ ​‌​‍‌‌​ ​‍​ ​‍​‍‌‌​ ‌‌‌​‌​​‍ ‍‌‍ ​‌‍‍‌‌‍ ‍‌‍‍ ‌ ​ ​‍‌‌​ ‌‌‌​​‍‌‌ ‌‍‍ ‌‍‌‌‌ ‍‌​‍‌‌​ ​ ‌​‌​​‍‌‌​ ​ ‌​‌​​‍‌‌​ ​‍​ ​‍‌‍‌‍‌‍‌‍​ ​​​ ‌‌​ ‌‌​ ‌​​ ​‍‌‍​ ​ ​‌​ ​ ‌‍​ ‌‍​‌‌‍​ ‌‍‌‌​ ‌‍​ ​‌​ ​ ‌‍​ ‌‍​‍​ ‌​​ ‍​‌‍‌​​ ‍​​ ‌‍​ ‌‌‌‍​‍​ ‌​​ ‌​​ ​‌​ ‍‌​ ‍‌‌‍​ ​‍‌‌​ ​‍​ ​‍​‍‌‌​ ‌‌‌​‌​​‍ ‍‌‍ ‍‌‍​‌‌‍ ‌‌‍‌‌​ ‌‍​‍‌‍​‌‌ ​ ‌‍‌‌‌‌‌‌‌ ​‍‌‍ ​​ ‌‌‍‍​‌ ‌​‌ ‌​‌ ​​‌ ​ ​‍‌‌​ ​ ‌​​‌​‍‌‌​ ​‍‌​‌‍​‍‌‌​ ​‍‌​‌‍‌‍​ ‌‍‍​‌‍‌‌‌‍ ​‌ ​ ‌‍‌‌‌‍​‌‌ ​​‌‍‍‌‌‍‌‌‌ ​‍‌ ​ ​‍ ‍‌ ​ ‌‍​‌‌‍ ‍‌‍‍‌‌ ‌​‌ ‍‌​‍ ‍‌ ​ ‌ ‌​‌ ‌‌‌‍‌​‌‍‍‌‌‍ ​‍‌‍‌‍‍‌‌‍‌​​ ‌‌‍‌‍‌‍ ‌‍ ‌ ‌​‌‍‌‌‌ ​‍​‍‌‍‌ ‌​‌ ‍‌‌ ​​‌‍‌‌​ ‌‌‍‌‍‌‍ ‌‍ ‌ ‌​‌‍‌‌‌ ​‍​‍‌‍‌ ​​‌‍​‌‌ ‌​‌‍‍​​ ‌‌‍​ ‌‍ ‌‍ ​‌ ‌‌‌‍ ‌‌‍ ‍‌ ​ ​‍‌‌​ ‌‌‌​​‍‌‌ ‌‍‍ ‌‍‌‌‌ ‍‌​‍‌‌​ ​ ‌​‌​​‍‌‌​ ​ ‌​‌​​‍‌‌​ ​‍​ ​‍‌‍‌‌‌‍​‍​ ​‍​ ‍​‌‍​ ​ ‌‌‌‍​ ‌‍​ ‌‍‌‌‌‍​‍‌‍​‌​ ​‌​‍‌‌​ ​‍​ ​‍​‍‌‌​ ‌‌‌​‌​​‍ ‍‌‍ ​‌‍‍‌‌‍ ‍‌‍‍ ‌ ​ ​‍‌‌​ ‌‌‌​​‍‌‌ ‌‍‍ ‌‍‌‌‌ ‍‌​‍‌‌​ ​ ‌​‌​​‍‌‌​ ​ ‌​‌​​‍‌‌​ ​‍​ ​‍‌‍‌‍‌‍‌‍​ ​​​ ‌‌​ ‌‌​ ‌​​ ​‍‌‍​ ​ ​‌​ ​ ‌‍​ ‌‍​‌‌‍​ ‌‍‌‌​ ‌‍​ ​‌​ ​ ‌‍​ ‌‍​‍​ ‌​​ ‍​‌‍‌​​ ‍​​ ‌‍​ ‌‌‌‍​‍​ ‌​​ ‌​​ ​‌​ ‍‌​ ‍‌‌‍​ ​‍‌‌​ ​‍​ ​‍​‍‌‌​ ‌‌‌​‌​​‍ ‍‌‍ ‍‌‍​‌‌‍ ‌‌‍‌‌​‍‌‍‌ ​​‌‍‌‌‌ ​‍‌ ​ ‌ ​​‌‍‌‌‌‍​ ‌ ‌​‌‍‍‌‌ ‌‍‌‍‌‌​ ‌‌ ​​‌ ‌‌‌‍​‍‌‍ ​‌‍‍‌‌ ​ ‌‍‍​‌‍‌‌‌‍‌​​‍​‍‌ ‌
Golf Club​​​​‌ ‍ ​‍​‍‌‍ ‌ ​‍‌‍‍‌‌‍‌ ‌‍‍‌‌‍ ‍​‍​‍​ ‍‍​‍​‍‌ ​ ‌‍​‌‌‍ ‍‌‍‍‌‌ ‌​‌ ‍‌​‍ ‍‌‍‍‌‌‍ ​‍​‍​‍ ​​‍​‍‌‍‍​‌ ​‍‌‍‌‌‌‍‌‍​‍​‍​ ‍‍​‍​‍‌‍‍​‌ ‌​‌ ‌​‌ ​​‌ ​ ​ ‍‍​‍ ​‍ ‌‍​ ‌‍‍​‌‍‌‌‌‍ ​‌ ​ ‌‍‌‌‌‍​‌‌ ​​‌‍‍‌‌‍‌‌‌ ​‍‌ ​ ​‍ ‍‌ ​ ‌‍​‌‌‍ ‍‌‍‍‌‌ ‌​‌ ‍‌​‍ ‍‌ ​ ‌ ‌​‌ ‌‌‌‍‌​‌‍‍‌‌‍ ​‍ ‌‍‍‌‌‍ ‍‌ ‌​‌‍‌‌‌‍ ‍‌ ‌​​‍ ‌‍‌‌‌‍‌​‌‍‍‌‌ ‌​​‍ ‌‍ ‌‌‍ ‌‍‌​‌‍‌‌​ ‌‌ ​​‌ ​‍‌‍‌‌‌ ​ ‌‍‌‌‌‍ ‍‌ ‌​‌‍​‌‌ ‌​‌‍‍‌‌‍ ‌‍ ‍​ ‍ ‌‍‍‌‌‍‌​​ ‌‌‍‌‍‌‍ ‌‍ ‌ ‌​‌‍‌‌‌ ​‍​ ‍ ‌ ‌​‌ ‍‌‌ ​​‌‍‌‌​ ‌‌‍‌‍‌‍ ‌‍ ‌ ‌​‌‍‌‌‌ ​‍​ ‍ ‌ ​​‌‍​‌‌ ‌​‌‍‍​​ ‌‌‍​ ‌‍ ‌‍ ​‌ ‌‌‌‍ ‌‌‍ ‍‌ ​ ​‍‌‌​ ‌‌‌​​‍‌‌ ‌‍‍ ‌‍‌‌‌ ‍‌​‍‌‌​ ​ ‌​‌​​‍‌‌​ ​ ‌​‌​​‍‌‌​ ​‍​ ​‍‌‍‌‌‌‍​‍​ ​‍​ ‍​‌‍​ ​ ‌‌‌‍​ ‌‍​ ‌‍‌‌‌‍​‍‌‍​‌​ ​‌​‍‌‌​ ​‍​ ​‍​‍‌‌​ ‌‌‌​‌​​‍ ‍‌‍ ​‌‍‍‌‌‍ ‍‌‍‍ ‌ ​ ​‍‌‌​ ‌‌‌​​‍‌‌ ‌‍‍ ‌‍‌‌‌ ‍‌​‍‌‌​ ​ ‌​‌​​‍‌‌​ ​ ‌​‌​​‍‌‌​ ​‍​ ​‍​ ‌​‌‍‌‌​ ‌‍‌‍‌​​ ​‍​ ‌‍​ ​‍‌‍‌‍‌‍​‌‌‍​ ‌‍​ ‌‍​ ​‍‌‌​ ​‍​ ​‍​‍‌‌​ ‌‌‌​‌​​‍ ‍‌‍ ‍‌‍​‌‌‍ ‌‌‍‌‌​ ‌‍​‍‌‍​‌‌ ​ ‌‍‌‌‌‌‌‌‌ ​‍‌‍ ​​ ‌‌‍‍​‌ ‌​‌ ‌​‌ ​​‌ ​ ​‍‌‌​ ​ ‌​​‌​‍‌‌​ ​‍‌​‌‍​‍‌‌​ ​‍‌​‌‍‌‍​ ‌‍‍​‌‍‌‌‌‍ ​‌ ​ ‌‍‌‌‌‍​‌‌ ​​‌‍‍‌‌‍‌‌‌ ​‍‌ ​ ​‍ ‍‌ ​ ‌‍​‌‌‍ ‍‌‍‍‌‌ ‌​‌ ‍‌​‍ ‍‌ ​ ‌ ‌​‌ ‌‌‌‍‌​‌‍‍‌‌‍ ​‍‌‍‌‍‍‌‌‍‌​​ ‌‌‍‌‍‌‍ ‌‍ ‌ ‌​‌‍‌‌‌ ​‍​‍‌‍‌ ‌​‌ ‍‌‌ ​​‌‍‌‌​ ‌‌‍‌‍‌‍ ‌‍ ‌ ‌​‌‍‌‌‌ ​‍​‍‌‍‌ ​​‌‍​‌‌ ‌​‌‍‍​​ ‌‌‍​ ‌‍ ‌‍ ​‌ ‌‌‌‍ ‌‌‍ ‍‌ ​ ​‍‌‌​ ‌‌‌​​‍‌‌ ‌‍‍ ‌‍‌‌‌ ‍‌​‍‌‌​ ​ ‌​‌​​‍‌‌​ ​ ‌​‌​​‍‌‌​ ​‍​ ​‍‌‍‌‌‌‍​‍​ ​‍​ ‍​‌‍​ ​ ‌‌‌‍​ ‌‍​ ‌‍‌‌‌‍​‍‌‍​‌​ ​‌​‍‌‌​ ​‍​ ​‍​‍‌‌​ ‌‌‌​‌​​‍ ‍‌‍ ​‌‍‍‌‌‍ ‍‌‍‍ ‌ ​ ​‍‌‌​ ‌‌‌​​‍‌‌ ‌‍‍ ‌‍‌‌‌ ‍‌​‍‌‌​ ​ ‌​‌​​‍‌‌​ ​ ‌​‌​​‍‌‌​ ​‍​ ​‍​ ‌​‌‍‌‌​ ‌‍‌‍‌​​ ​‍​ ‌‍​ ​‍‌‍‌‍‌‍​‌‌‍​ ‌‍​ ‌‍​ ​‍‌‌​ ​‍​ ​‍​‍‌‌​ ‌‌‌​‌​​‍ ‍‌‍ ‍‌‍​‌‌‍ ‌‌‍‌‌​‍‌‍‌ ​​‌‍‌‌‌ ​‍‌ ​ ‌ ​​‌‍‌‌‌‍​ ‌ ‌​‌‍‍‌‌ ‌‍‌‍‌‌​ ‌‌ ​​‌ ‌‌‌‍​‍‌‍ ​‌‍‍‌‌ ​ ‌‍‍​‌‍‌‌‌‍‌​​‍​‍‌ ‌
Athletic Club​​​​‌ ‍ ​‍​‍‌‍ ‌ ​‍‌‍‍‌‌‍‌ ‌‍‍‌‌‍ ‍​‍​‍​ ‍‍​‍​‍‌ ​ ‌‍​‌‌‍ ‍‌‍‍‌‌ ‌​‌ ‍‌​‍ ‍‌‍‍‌‌‍ ​‍​‍​‍ ​​‍​‍‌‍‍​‌ ​‍‌‍‌‌‌‍‌‍​‍​‍​ ‍‍​‍​‍‌‍‍​‌ ‌​‌ ‌​‌ ​​‌ ​ ​ ‍‍​‍ ​‍ ‌‍​ ‌‍‍​‌‍‌‌‌‍ ​‌ ​ ‌‍‌‌‌‍​‌‌ ​​‌‍‍‌‌‍‌‌‌ ​‍‌ ​ ​‍ ‍‌ ​ ‌‍​‌‌‍ ‍‌‍‍‌‌ ‌​‌ ‍‌​‍ ‍‌ ​ ‌ ‌​‌ ‌‌‌‍‌​‌‍‍‌‌‍ ​‍ ‌‍‍‌‌‍ ‍‌ ‌​‌‍‌‌‌‍ ‍‌ ‌​​‍ ‌‍‌‌‌‍‌​‌‍‍‌‌ ‌​​‍ ‌‍ ‌‌‍ ‌‍‌​‌‍‌‌​ ‌‌ ​​‌ ​‍‌‍‌‌‌ ​ ‌‍‌‌‌‍ ‍‌ ‌​‌‍​‌‌ ‌​‌‍‍‌‌‍ ‌‍ ‍​ ‍ ‌‍‍‌‌‍‌​​ ‌‌‍‌‍‌‍ ‌‍ ‌ ‌​‌‍‌‌‌ ​‍​ ‍ ‌ ‌​‌ ‍‌‌ ​​‌‍‌‌​ ‌‌‍‌‍‌‍ ‌‍ ‌ ‌​‌‍‌‌‌ ​‍​ ‍ ‌ ​​‌‍​‌‌ ‌​‌‍‍​​ ‌‌‍​ ‌‍ ‌‍ ​‌ ‌‌‌‍ ‌‌‍ ‍‌ ​ ​‍‌‌​ ‌‌‌​​‍‌‌ ‌‍‍ ‌‍‌‌‌ ‍‌​‍‌‌​ ​ ‌​‌​​‍‌‌​ ​ ‌​‌​​‍‌‌​ ​‍​ ​‍‌‍‌‌‌‍​‍​ ​‍​ ‍​‌‍​ ​ ‌‌‌‍​ ‌‍​ ‌‍‌‌‌‍​‍‌‍​‌​ ​‌​‍‌‌​ ​‍​ ​‍​‍‌‌​ ‌‌‌​‌​​‍ ‍‌‍ ​‌‍‍‌‌‍ ‍‌‍‍ ‌ ​ ​‍‌‌​ ‌‌‌​​‍‌‌ ‌‍‍ ‌‍‌‌‌ ‍‌​‍‌‌​ ​ ‌​‌​​‍‌‌​ ​ ‌​‌​​‍‌‌​ ​‍​ ​‍​ ‍​‌‍​‌​ ​ ​ ‌​‌‍​‌​ ‌ ‌‍‌​‌‍​‌​ ​ ​ ‍​‌‍‌‌‌‍​ ​‍‌‌​ ​‍​ ​‍​‍‌‌​ ‌‌‌​‌​​‍ ‍‌‍ ‍‌‍​‌‌‍ ‌‌‍‌‌​ ‌‍​‍‌‍​‌‌ ​ ‌‍‌‌‌‌‌‌‌ ​‍‌‍ ​​ ‌‌‍‍​‌ ‌​‌ ‌​‌ ​​‌ ​ ​‍‌‌​ ​ ‌​​‌​‍‌‌​ ​‍‌​‌‍​‍‌‌​ ​‍‌​‌‍‌‍​ ‌‍‍​‌‍‌‌‌‍ ​‌ ​ ‌‍‌‌‌‍​‌‌ ​​‌‍‍‌‌‍‌‌‌ ​‍‌ ​ ​‍ ‍‌ ​ ‌‍​‌‌‍ ‍‌‍‍‌‌ ‌​‌ ‍‌​‍ ‍‌ ​ ‌ ‌​‌ ‌‌‌‍‌​‌‍‍‌‌‍ ​‍‌‍‌‍‍‌‌‍‌​​ ‌‌‍‌‍‌‍ ‌‍ ‌ ‌​‌‍‌‌‌ ​‍​‍‌‍‌ ‌​‌ ‍‌‌ ​​‌‍‌‌​ ‌‌‍‌‍‌‍ ‌‍ ‌ ‌​‌‍‌‌‌ ​‍​‍‌‍‌ ​​‌‍​‌‌ ‌​‌‍‍​​ ‌‌‍​ ‌‍ ‌‍ ​‌ ‌‌‌‍ ‌‌‍ ‍‌ ​ ​‍‌‌​ ‌‌‌​​‍‌‌ ‌‍‍ ‌‍‌‌‌ ‍‌​‍‌‌​ ​ ‌​‌​​‍‌‌​ ​ ‌​‌​​‍‌‌​ ​‍​ ​‍‌‍‌‌‌‍​‍​ ​‍​ ‍​‌‍​ ​ ‌‌‌‍​ ‌‍​ ‌‍‌‌‌‍​‍‌‍​‌​ ​‌​‍‌‌​ ​‍​ ​‍​‍‌‌​ ‌‌‌​‌​​‍ ‍‌‍ ​‌‍‍‌‌‍ ‍‌‍‍ ‌ ​ ​‍‌‌​ ‌‌‌​​‍‌‌ ‌‍‍ ‌‍‌‌‌ ‍‌​‍‌‌​ ​ ‌​‌​​‍‌‌​ ​ ‌​‌​​‍‌‌​ ​‍​ ​‍​ ‍​‌‍​‌​ ​ ​ ‌​‌‍​‌​ ‌ ‌‍‌​‌‍​‌​ ​ ​ ‍​‌‍‌‌‌‍​ ​‍‌‌​ ​‍​ ​‍​‍‌‌​ ‌‌‌​‌​​‍ ‍‌‍ ‍‌‍​‌‌‍ ‌‌‍‌‌​‍‌‍‌ ​​‌‍‌‌‌ ​‍‌ ​ ‌ ​​‌‍‌‌‌‍​ ‌ ‌​‌‍‍‌‌ ‌‍‌‍‌‌​ ‌‌ ​​‌ ‌‌‌‍​‍‌‍ ​‌‍‍‌‌ ​ ‌‍‍​‌‍‌‌‌‍‌​​‍​‍‌ ‌
Marina​​​​‌ ‍ ​‍​‍‌‍ ‌ ​‍‌‍‍‌‌‍‌ ‌‍‍‌‌‍ ‍​‍​‍​ ‍‍​‍​‍‌ ​ ‌‍​‌‌‍ ‍‌‍‍‌‌ ‌​‌ ‍‌​‍ ‍‌‍‍‌‌‍ ​‍​‍​‍ ​​‍​‍‌‍‍​‌ ​‍‌‍‌‌‌‍‌‍​‍​‍​ ‍‍​‍​‍‌‍‍​‌ ‌​‌ ‌​‌ ​​‌ ​ ​ ‍‍​‍ ​‍ ‌‍​ ‌‍‍​‌‍‌‌‌‍ ​‌ ​ ‌‍‌‌‌‍​‌‌ ​​‌‍‍‌‌‍‌‌‌ ​‍‌ ​ ​‍ ‍‌ ​ ‌‍​‌‌‍ ‍‌‍‍‌‌ ‌​‌ ‍‌​‍ ‍‌ ​ ‌ ‌​‌ ‌‌‌‍‌​‌‍‍‌‌‍ ​‍ ‌‍‍‌‌‍ ‍‌ ‌​‌‍‌‌‌‍ ‍‌ ‌​​‍ ‌‍‌‌‌‍‌​‌‍‍‌‌ ‌​​‍ ‌‍ ‌‌‍ ‌‍‌​‌‍‌‌​ ‌‌ ​​‌ ​‍‌‍‌‌‌ ​ ‌‍‌‌‌‍ ‍‌ ‌​‌‍​‌‌ ‌​‌‍‍‌‌‍ ‌‍ ‍​ ‍ ‌‍‍‌‌‍‌​​ ‌‌‍‌‍‌‍ ‌‍ ‌ ‌​‌‍‌‌‌ ​‍​ ‍ ‌ ‌​‌ ‍‌‌ ​​‌‍‌‌​ ‌‌‍‌‍‌‍ ‌‍ ‌ ‌​‌‍‌‌‌ ​‍​ ‍ ‌ ​​‌‍​‌‌ ‌​‌‍‍​​ ‌‌‍​ ‌‍ ‌‍ ​‌ ‌‌‌‍ ‌‌‍ ‍‌ ​ ​‍‌‌​ ‌‌‌​​‍‌‌ ‌‍‍ ‌‍‌‌‌ ‍‌​‍‌‌​ ​ ‌​‌​​‍‌‌​ ​ ‌​‌​​‍‌‌​ ​‍​ ​‍‌‍‌‌‌‍​‍​ ​‍​ ‍​‌‍​ ​ ‌‌‌‍​ ‌‍​ ‌‍‌‌‌‍​‍‌‍​‌​ ​‌​‍‌‌​ ​‍​ ​‍​‍‌‌​ ‌‌‌​‌​​‍ ‍‌‍ ​‌‍‍‌‌‍ ‍‌‍‍ ‌ ​ ​‍‌‌​ ‌‌‌​​‍‌‌ ‌‍‍ ‌‍‌‌‌ ‍‌​‍‌‌​ ​ ‌​‌​​‍‌‌​ ​ ‌​‌​​‍‌‌​ ​‍​ ​‍​ ‌‍​ ‌‌​ ‌‍​ ‌‌‌‍‌‌‌‍‌‍‌‍​‌​ ​​​ ‌‍​ ‌‌​ ‌​‌‍‌​​‍‌‌​ ​‍​ ​‍​‍‌‌​ ‌‌‌​‌​​‍ ‍‌‍ ‍‌‍​‌‌‍ ‌‌‍‌‌​ ‌‍​‍‌‍​‌‌ ​ ‌‍‌‌‌‌‌‌‌ ​‍‌‍ ​​ ‌‌‍‍​‌ ‌​‌ ‌​‌ ​​‌ ​ ​‍‌‌​ ​ ‌​​‌​‍‌‌​ ​‍‌​‌‍​‍‌‌​ ​‍‌​‌‍‌‍​ ‌‍‍​‌‍‌‌‌‍ ​‌ ​ ‌‍‌‌‌‍​‌‌ ​​‌‍‍‌‌‍‌‌‌ ​‍‌ ​ ​‍ ‍‌ ​ ‌‍​‌‌‍ ‍‌‍‍‌‌ ‌​‌ ‍‌​‍ ‍‌ ​ ‌ ‌​‌ ‌‌‌‍‌​‌‍‍‌‌‍ ​‍‌‍‌‍‍‌‌‍‌​​ ‌‌‍‌‍‌‍ ‌‍ ‌ ‌​‌‍‌‌‌ ​‍​‍‌‍‌ ‌​‌ ‍‌‌ ​​‌‍‌‌​ ‌‌‍‌‍‌‍ ‌‍ ‌ ‌​‌‍‌‌‌ ​‍​‍‌‍‌ ​​‌‍​‌‌ ‌​‌‍‍​​ ‌‌‍​ ‌‍ ‌‍ ​‌ ‌‌‌‍ ‌‌‍ ‍‌ ​ ​‍‌‌​ ‌‌‌​​‍‌‌ ‌‍‍ ‌‍‌‌‌ ‍‌​‍‌‌​ ​ ‌​‌​​‍‌‌​ ​ ‌​‌​​‍‌‌​ ​‍​ ​‍‌‍‌‌‌‍​‍​ ​‍​ ‍​‌‍​ ​ ‌‌‌‍​ ‌‍​ ‌‍‌‌‌‍​‍‌‍​‌​ ​‌​‍‌‌​ ​‍​ ​‍​‍‌‌​ ‌‌‌​‌​​‍ ‍‌‍ ​‌‍‍‌‌‍ ‍‌‍‍ ‌ ​ ​‍‌‌​ ‌‌‌​​‍‌‌ ‌‍‍ ‌‍‌‌‌ ‍‌​‍‌‌​ ​ ‌​‌​​‍‌‌​ ​ ‌​‌​​‍‌‌​ ​‍​ ​‍​ ‌‍​ ‌‌​ ‌‍​ ‌‌‌‍‌‌‌‍‌‍‌‍​‌​ ​​​ ‌‍​ ‌‌​ ‌​‌‍‌​​‍‌‌​ ​‍​ ​‍​‍‌‌​ ‌‌‌​‌​​‍ ‍‌‍ ‍‌‍​‌‌‍ ‌‌‍‌‌​‍‌‍‌ ​​‌‍‌‌‌ ​‍‌ ​ ‌ ​​‌‍‌‌‌‍​ ‌ ‌​‌‍‍‌‌ ‌‍‌‍‌‌​ ‌‌ ​​‌ ‌‌‌‍​‍‌‍ ​‌‍‍‌‌ ​ ‌‍‍​‌‍‌‌‌‍‌​​‍​‍‌ ‌
Company​​​​‌ ‍ ​‍​‍‌‍ ‌ ​‍‌‍‍‌‌‍‌ ‌‍‍‌‌‍ ‍​‍​‍​ ‍‍​‍​‍‌ ​ ‌‍​‌‌‍ ‍‌‍‍‌‌ ‌​‌ ‍‌​‍ ‍‌‍‍‌‌‍ ​‍​‍​‍ ​​‍​‍‌‍‍​‌ ​‍‌‍‌‌‌‍‌‍​‍​‍​ ‍‍​‍​‍‌‍‍​‌ ‌​‌ ‌​‌ ​​‌ ​ ​ ‍‍​‍ ​‍ ‌‍​ ‌‍‍​‌‍‌‌‌‍ ​‌ ​ ‌‍‌‌‌‍​‌‌ ​​‌‍‍‌‌‍‌‌‌ ​‍‌ ​ ​‍ ‍‌ ​ ‌‍​‌‌‍ ‍‌‍‍‌‌ ‌​‌ ‍‌​‍ ‍‌ ​ ‌ ‌​‌ ‌‌‌‍‌​‌‍‍‌‌‍ ​‍ ‌‍‍‌‌‍ ‍‌ ‌​‌‍‌‌‌‍ ‍‌ ‌​​‍ ‌‍‌‌‌‍‌​‌‍‍‌‌ ‌​​‍ ‌‍ ‌‌‍ ‌‍‌​‌‍‌‌​ ‌‌ ​​‌ ​‍‌‍‌‌‌ ​ ‌‍‌‌‌‍ ‍‌ ‌​‌‍​‌‌ ‌​‌‍‍‌‌‍ ‌‍ ‍​ ‍ ‌‍‍‌‌‍‌​​ ‌‌‍‌‍‌‍ ‌‍ ‌ ‌​‌‍‌‌‌ ​‍​ ‍ ‌ ‌​‌ ‍‌‌ ​​‌‍‌‌​ ‌‌‍‌‍‌‍ ‌‍ ‌ ‌​‌‍‌‌‌ ​‍​ ‍ ‌ ​​‌‍​‌‌ ‌​‌‍‍​​ ‌‌‍​ ‌‍ ‌‍ ​‌ ‌‌‌‍ ‌‌‍ ‍‌ ​ ​‍‌‌​ ‌‌‌​​‍‌‌ ‌‍‍ ‌‍‌‌‌ ‍‌​‍‌‌​ ​ ‌​‌​​‍‌‌​ ​ ‌​‌​​‍‌‌​ ​‍​ ​‍‌‍​ ​ ​ ​ ‌​​ ​​‌‍​ ​ ‌‍‌‍‌​​ ‌​‌‍‌‍‌‍‌‌‌‍‌‌‌‍‌​​‍‌‌​ ​‍​ ​‍​‍‌‌​ ‌‌‌​‌​​‍ ‍‌ ‌​‌‍‍‌‌ ‌​‌‍ ​‌‍‌‌​ ‌‍​‍‌‍​‌‌ ​ ‌‍‌‌‌‌‌‌‌ ​‍‌‍ ​​ ‌‌‍‍​‌ ‌​‌ ‌​‌ ​​‌ ​ ​‍‌‌​ ​ ‌​​‌​‍‌‌​ ​‍‌​‌‍​‍‌‌​ ​‍‌​‌‍‌‍​ ‌‍‍​‌‍‌‌‌‍ ​‌ ​ ‌‍‌‌‌‍​‌‌ ​​‌‍‍‌‌‍‌‌‌ ​‍‌ ​ ​‍ ‍‌ ​ ‌‍​‌‌‍ ‍‌‍‍‌‌ ‌​‌ ‍‌​‍ ‍‌ ​ ‌ ‌​‌ ‌‌‌‍‌​‌‍‍‌‌‍ ​‍‌‍‌‍‍‌‌‍‌​​ ‌‌‍‌‍‌‍ ‌‍ ‌ ‌​‌‍‌‌‌ ​‍​‍‌‍‌ ‌​‌ ‍‌‌ ​​‌‍‌‌​ ‌‌‍‌‍‌‍ ‌‍ ‌ ‌​‌‍‌‌‌ ​‍​‍‌‍‌ ​​‌‍​‌‌ ‌​‌‍‍​​ ‌‌‍​ ‌‍ ‌‍ ​‌ ‌‌‌‍ ‌‌‍ ‍‌ ​ ​‍‌‌​ ‌‌‌​​‍‌‌ ‌‍‍ ‌‍‌‌‌ ‍‌​‍‌‌​ ​ ‌​‌​​‍‌‌​ ​ ‌​‌​​‍‌‌​ ​‍​ ​‍‌‍​ ​ ​ ​ ‌​​ ​​‌‍​ ​ ‌‍‌‍‌​​ ‌​‌‍‌‍‌‍‌‌‌‍‌‌‌‍‌​​‍‌‌​ ​‍​ ​‍​‍‌‌​ ‌‌‌​‌​​‍ ‍‌ ‌​‌‍‍‌‌ ‌​‌‍ ​‌‍‌‌​‍‌‍‌ ​​‌‍‌‌‌ ​‍‌ ​ ‌ ​​‌‍‌‌‌‍​ ‌ ‌​‌‍‍‌‌ ‌‍‌‍‌‌​ ‌‌ ​​‌ ‌‌‌‍​‍‌‍ ​‌‍‍‌‌ ​ ‌‍‍​‌‍‌‌‌‍‌​​‍​‍‌ ‌
More​​​​‌ ‍ ​‍​‍‌‍ ‌ ​‍‌‍‍‌‌‍‌ ‌‍‍‌‌‍ ‍​‍​‍​ ‍‍​‍​‍‌ ​ ‌‍​‌‌‍ ‍‌‍‍‌‌ ‌​‌ ‍‌​‍ ‍‌‍‍‌‌‍ ​‍​‍​‍ ​​‍​‍‌‍‍​‌ ​‍‌‍‌‌‌‍‌‍​‍​‍​ ‍‍​‍​‍‌‍‍​‌ ‌​‌ ‌​‌ ​​‌ ​ ​ ‍‍​‍ ​‍ ‌‍​ ‌‍‍​‌‍‌‌‌‍ ​‌ ​ ‌‍‌‌‌‍​‌‌ ​​‌‍‍‌‌‍‌‌‌ ​‍‌ ​ ​‍ ‍‌ ​ ‌‍​‌‌‍ ‍‌‍‍‌‌ ‌​‌ ‍‌​‍ ‍‌ ​ ‌ ‌​‌ ‌‌‌‍‌​‌‍‍‌‌‍ ​‍ ‌‍‍‌‌‍ ‍‌ ‌​‌‍‌‌‌‍ ‍‌ ‌​​‍ ‌‍‌‌‌‍‌​‌‍‍‌‌ ‌​​‍ ‌‍ ‌‌‍ ‌‍‌​‌‍‌‌​ ‌‌ ​​‌ ​‍‌‍‌‌‌ ​ ‌‍‌‌‌‍ ‍‌ ‌​‌‍​‌‌ ‌​‌‍‍‌‌‍ ‌‍ ‍​ ‍ ‌‍‍‌‌‍‌​​ ‌‌‍‌‍‌‍ ‌‍ ‌ ‌​‌‍‌‌‌ ​‍​ ‍ ‌ ‌​‌ ‍‌‌ ​​‌‍‌‌​ ‌‌‍‌‍‌‍ ‌‍ ‌ ‌​‌‍‌‌‌ ​‍​ ‍ ‌ ​​‌‍​‌‌ ‌​‌‍‍​​ ‌‌‍​ ‌‍ ‌‍ ​‌ ‌‌‌‍ ‌‌‍ ‍‌ ​ ​‍‌‌​ ‌‌‌​​‍‌‌ ‌‍‍ ‌‍‌‌‌ ‍‌​‍‌‌​ ​ ‌​‌​​‍‌‌​ ​ ‌​‌​​‍‌‌​ ​‍​ ​‍​ ‌‌​ ​ ​ ‌‌​ ‍‌‌‍​ ​ ​‍‌‍‌​​ ‍​‌‍​‌​ ‍​​ ​ ​ ​ ​‍‌‌​ ​‍​ ​‍​‍‌‌​ ‌‌‌​‌​​‍ ‍‌ ‌​‌‍‍‌‌ ‌​‌‍ ​‌‍‌‌​ ‌‍​‍‌‍​‌‌ ​ ‌‍‌‌‌‌‌‌‌ ​‍‌‍ ​​ ‌‌‍‍​‌ ‌​‌ ‌​‌ ​​‌ ​ ​‍‌‌​ ​ ‌​​‌​‍‌‌​ ​‍‌​‌‍​‍‌‌​ ​‍‌​‌‍‌‍​ ‌‍‍​‌‍‌‌‌‍ ​‌ ​ ‌‍‌‌‌‍​‌‌ ​​‌‍‍‌‌‍‌‌‌ ​‍‌ ​ ​‍ ‍‌ ​ ‌‍​‌‌‍ ‍‌‍‍‌‌ ‌​‌ ‍‌​‍ ‍‌ ​ ‌ ‌​‌ ‌‌‌‍‌​‌‍‍‌‌‍ ​‍‌‍‌‍‍‌‌‍‌​​ ‌‌‍‌‍‌‍ ‌‍ ‌ ‌​‌‍‌‌‌ ​‍​‍‌‍‌ ‌​‌ ‍‌‌ ​​‌‍‌‌​ ‌‌‍‌‍‌‍ ‌‍ ‌ ‌​‌‍‌‌‌ ​‍​‍‌‍‌ ​​‌‍​‌‌ ‌​‌‍‍​​ ‌‌‍​ ‌‍ ‌‍ ​‌ ‌‌‌‍ ‌‌‍ ‍‌ ​ ​‍‌‌​ ‌‌‌​​‍‌‌ ‌‍‍ ‌‍‌‌‌ ‍‌​‍‌‌​ ​ ‌​‌​​‍‌‌​ ​ ‌​‌​​‍‌‌​ ​‍​ ​‍​ ‌‌​ ​ ​ ‌‌​ ‍‌‌‍​ ​ ​‍‌‍‌​​ ‍​‌‍​‌​ ‍​​ ​ ​ ​ ​‍‌‌​ ​‍​ ​‍​‍‌‌​ ‌‌‌​‌​​‍ ‍‌ ‌​‌‍‍‌‌ ‌​‌‍ ​‌‍‌‌​‍‌‍‌ ​​‌‍‌‌‌ ​‍‌ ​ ‌ ​​‌‍‌‌‌‍​ ‌ ‌​‌‍‍‌‌ ‌‍‌‍‌‌​ ‌‌ ​​‌ ‌‌‌‍​‍‌‍ ​‌‍‍‌‌ ​ ‌‍‍​‌‍‌‌‌‍‌​​‍​‍‌ ‌
Stay in Touch​​​​‌ ‍ ​‍​‍‌‍ ‌ ​‍‌‍‍‌‌‍‌ ‌‍‍‌‌‍ ‍​‍​‍​ ‍‍​‍​‍‌ ​ ‌‍​‌‌‍ ‍‌‍‍‌‌ ‌​‌ ‍‌​‍ ‍‌‍‍‌‌‍ ​‍​‍​‍ ​​‍​‍‌‍‍​‌ ​‍‌‍‌‌‌‍‌‍​‍​‍​ ‍‍​‍​‍‌‍‍​‌ ‌​‌ ‌​‌ ​​‌ ​ ​ ‍‍​‍ ​‍ ‌‍​ ‌‍‍​‌‍‌‌‌‍ ​‌ ​ ‌‍‌‌‌‍​‌‌ ​​‌‍‍‌‌‍‌‌‌ ​‍‌ ​ ​‍ ‍‌ ​ ‌‍​‌‌‍ ‍‌‍‍‌‌ ‌​‌ ‍‌​‍ ‍‌ ​ ‌ ‌​‌ ‌‌‌‍‌​‌‍‍‌‌‍ ​‍ ‌‍‍‌‌‍ ‍‌ ‌​‌‍‌‌‌‍ ‍‌ ‌​​‍ ‌‍‌‌‌‍‌​‌‍‍‌‌ ‌​​‍ ‌‍ ‌‌‍ ‌‍‌​‌‍‌‌​ ‌‌ ​​‌ ​‍‌‍‌‌‌ ​ ‌‍‌‌‌‍ ‍‌ ‌​‌‍​‌‌ ‌​‌‍‍‌‌‍ ‌‍ ‍​ ‍ ‌‍‍‌‌‍‌​​ ‌‌‍‌‍‌‍ ‌‍ ‌ ‌​‌‍‌‌‌ ​‍​ ‍ ‌ ‌​‌ ‍‌‌ ​​‌‍‌‌​ ‌‌‍‌‍‌‍ ‌‍ ‌ ‌​‌‍‌‌‌ ​‍​ ‍ ‌ ​​‌‍​‌‌ ‌​‌‍‍​​ ‌‌‍​ ‌‍ ‌‍ ​‌ ‌‌‌‍ ‌‌‍ ‍‌ ​ ​‍‌‌​ ‌‌‌​​‍‌‌ ‌‍‍ ‌‍‌‌‌ ‍‌​‍‌‌​ ​ ‌​‌​​‍‌‌​ ​ ‌​‌​​‍‌‌​ ​‍​ ​‍​ ‍​‌‍​‍‌‍‌​​ ​‌‌‍​‍‌‍‌‌‌‍‌‌‌‍‌​‌‍​‌​ ​‍‌‍‌‌‌‍​‌​‍‌‌​ ​‍​ ​‍​‍‌‌​ ‌‌‌​‌​​‍ ‍‌ ‌​‌‍‍‌‌ ‌​‌‍ ​‌‍‌‌​ ‌‍​‍‌‍​‌‌ ​ ‌‍‌‌‌‌‌‌‌ ​‍‌‍ ​​ ‌‌‍‍​‌ ‌​‌ ‌​‌ ​​‌ ​ ​‍‌‌​ ​ ‌​​‌​‍‌‌​ ​‍‌​‌‍​‍‌‌​ ​‍‌​‌‍‌‍​ ‌‍‍​‌‍‌‌‌‍ ​‌ ​ ‌‍‌‌‌‍​‌‌ ​​‌‍‍‌‌‍‌‌‌ ​‍‌ ​ ​‍ ‍‌ ​ ‌‍​‌‌‍ ‍‌‍‍‌‌ ‌​‌ ‍‌​‍ ‍‌ ​ ‌ ‌​‌ ‌‌‌‍‌​‌‍‍‌‌‍ ​‍‌‍‌‍‍‌‌‍‌​​ ‌‌‍‌‍‌‍ ‌‍ ‌ ‌​‌‍‌‌‌ ​‍​‍‌‍‌ ‌​‌ ‍‌‌ ​​‌‍‌‌​ ‌‌‍‌‍‌‍ ‌‍ ‌ ‌​‌‍‌‌‌ ​‍​‍‌‍‌ ​​‌‍​‌‌ ‌​‌‍‍​​ ‌‌‍​ ‌‍ ‌‍ ​‌ ‌‌‌‍ ‌‌‍ ‍‌ ​ ​‍‌‌​ ‌‌‌​​‍‌‌ ‌‍‍ ‌‍‌‌‌ ‍‌​‍‌‌​ ​ ‌​‌​​‍‌‌​ ​ ‌​‌​​‍‌‌​ ​‍​ ​‍​ ‍​‌‍​‍‌‍‌​​ ​‌‌‍​‍‌‍‌‌‌‍‌‌‌‍‌​‌‍​‌​ ​‍‌‍‌‌‌‍​‌​‍‌‌​ ​‍​ ​‍​‍‌‌​ ‌‌‌​‌​​‍ ‍‌ ‌​‌‍‍‌‌ ‌​‌‍ ​‌‍‌‌​‍‌‍‌ ​​‌‍‌‌‌ ​‍‌ ​ ‌ ​​‌‍‌‌‌‍​ ‌ ‌​‌‍‍‌‌ ‌‍‌‍‌‌​ ‌‌ ​​‌ ‌‌‌‍​‍‌‍ ​‌‍‍‌‌ ​ ‌‍‍​‌‍‌‌‌‍‌​​‍​‍‌ ‌
© 2026 Chelsea Piers. All Rights Reserved.​​​​‌ ‍ ​‍​‍‌‍ ‌ ​‍‌‍‍‌‌‍‌ ‌‍‍‌‌‍ ‍​‍​‍​ ‍‍​‍​‍‌ ​ ‌‍​‌‌‍ ‍‌‍‍‌‌ ‌​‌ ‍‌​‍ ‍‌‍‍‌‌‍ ​‍​‍​‍ ​​‍​‍‌‍‍​‌ ​‍‌‍‌‌‌‍‌‍​‍​‍​ ‍‍​‍​‍‌‍‍​‌ ‌​‌ ‌​‌ ​​‌ ​ ​ ‍‍​‍ ​‍ ‌‍​ ‌‍‍​‌‍‌‌‌‍ ​‌ ​ ‌‍‌‌‌‍​‌‌ ​​‌‍‍‌‌‍‌‌‌ ​‍‌ ​ ​‍ ‍‌ ​ ‌‍​‌‌‍ ‍‌‍‍‌‌ ‌​‌ ‍‌​‍ ‍‌ ​ ‌ ‌​‌ ‌‌‌‍‌​‌‍‍‌‌‍ ​‍ ‌‍‍‌‌‍ ‍‌ ‌​‌‍‌‌‌‍ ‍‌ ‌​​‍ ‌‍‌‌‌‍‌​‌‍‍‌‌ ‌​​‍ ‌‍ ‌‌‍ ‌‍‌​‌‍‌‌​ ‌‌ ​​‌ ​‍‌‍‌‌‌ ​ ‌‍‌‌‌‍ ‍‌ ‌​‌‍​‌‌ ‌​‌‍‍‌‌‍ ‌‍ ‍​ ‍ ‌‍‍‌‌‍‌​​ ‌‌‍‌‍‌‍ ‌‍ ‌ ‌​‌‍‌‌‌ ​‍​ ‍ ‌ ‌​‌ ‍‌‌ ​​‌‍‌‌​ ‌‌‍‌‍‌‍ ‌‍ ‌ ‌​‌‍‌‌‌ ​‍​ ‍ ‌ ​​‌‍​‌‌ ‌​‌‍‍​​ ‌‌ ​ ‌ ‌‌‌‍​‍‌ ‌​‌‍‍‌‌ ‌​‌‍ ​‌‍‌‌​ ‌‍​‍‌‍​‌‌ ​ ‌‍‌‌‌‌‌‌‌ ​‍‌‍ ​​ ‌‌‍‍​‌ ‌​‌ ‌​‌ ​​‌ ​ ​‍‌‌​ ​ ‌​​‌​‍‌‌​ ​‍‌​‌‍​‍‌‌​ ​‍‌​‌‍‌‍​ ‌‍‍​‌‍‌‌‌‍ ​‌ ​ ‌‍‌‌‌‍​‌‌ ​​‌‍‍‌‌‍‌‌‌ ​‍‌ ​ ​‍ ‍‌ ​ ‌‍​‌‌‍ ‍‌‍‍‌‌ ‌​‌ ‍‌​‍ ‍‌ ​ ‌ ‌​‌ ‌‌‌‍‌​‌‍‍‌‌‍ ​‍‌‍‌‍‍‌‌‍‌​​ ‌‌‍‌‍‌‍ ‌‍ ‌ ‌​‌‍‌‌‌ ​‍​‍‌‍‌ ‌​‌ ‍‌‌ ​​‌‍‌‌​ ‌‌‍‌‍‌‍ ‌‍ ‌ ‌​‌‍‌‌‌ ​‍​‍‌‍‌ ​​‌‍​‌‌ ‌​‌‍‍​​ ‌‌ ​ ‌ ‌‌‌‍​‍‌ ‌​‌‍‍‌‌ ‌​‌‍ ​‌‍‌‌​‍‌‍‌ ​​‌‍‌‌‌ ​‍‌ ​ ‌ ​​‌‍‌‌‌‍​ ‌ ‌​‌‍‍‌‌ ‌‍‌‍‌‌​ ‌‌ ​​‌ ‌‌‌‍​‍‌‍ ​‌‍‍‌‌ ​ ‌‍‍​‌‍‌‌‌‍‌​​‍​‍‌ ‌